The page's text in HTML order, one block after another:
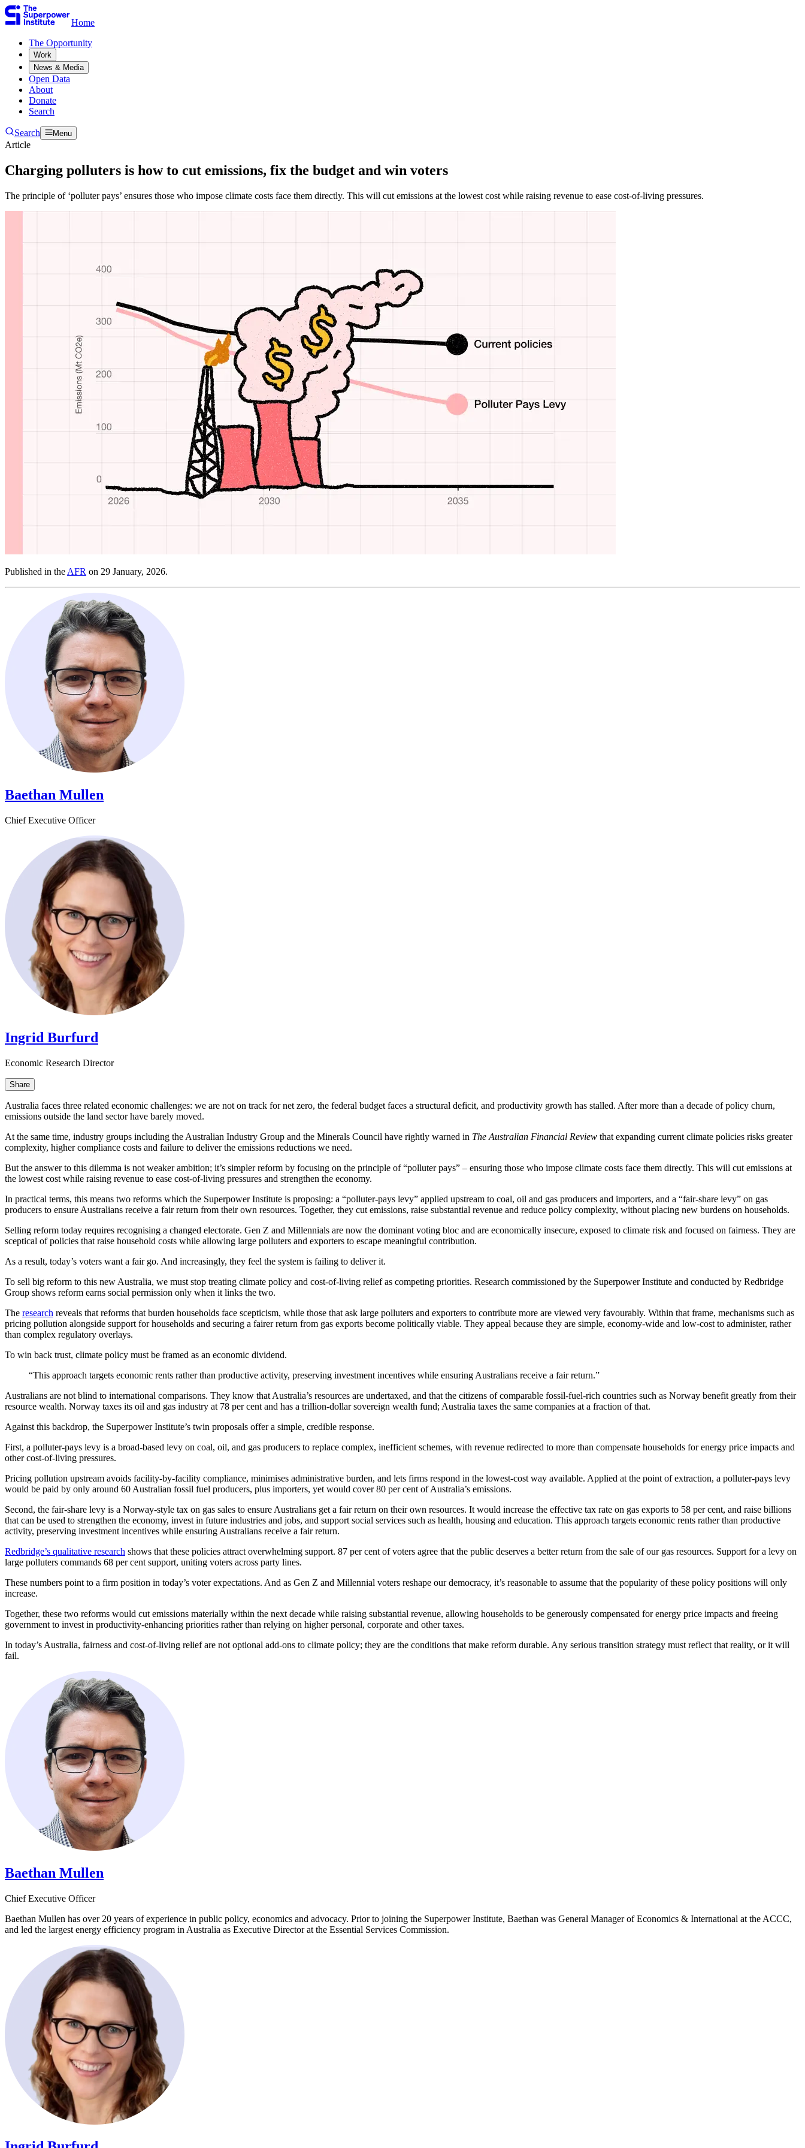
Home
The Opportunity​​​​‌ ‍ ​‍​‍‌‍ ‌ ​‍‌‍‍‌‌‍‌ ‌‍‍‌‌‍ ‍​‍​‍​ ‍‍​‍​‍‌ ​ ‌‍​‌‌‍ ‍‌‍‍‌‌ ‌​‌ ‍‌​‍ ‍‌‍‍‌‌‍ ​‍​‍​‍ ​​‍​‍‌‍‍​‌ ​‍‌‍‌‌‌‍‌‍​‍​‍​ ‍‍​‍​‍‌‍‍​‌ ‌​‌ ‌​‌ ​​​ ‍‍​‍ ​‍ ‌‍ ​‌‍ ‌‍​ ‌‍​‌‌‍ ​‌‍‍​‌‍ ‌ ​ ‌ ‌​​ ‍‍​ ​ ​ ​ ​ ​ ​ ​ ​‍ ‌‍‍‌‌‍ ‍‌ ‌​‌‍‌‌‌‍ ‍‌ ‌​​‍ ‌‍‌‌‌‍‌​‌‍‍‌‌ ‌​​‍ ‌‍ ‌‌‍ ‌‍‌​‌‍‌‌​ ‌‌ ​​‌ ​‍‌‍‌‌‌ ​ ‌‍‌‌‌‍ ‍‌ ‌​‌‍​‌‌ ‌​‌‍‍‌‌‍ ‌‍ ‍​ ‍ ‌‍‍‌‌‍‌​​ ‌​ ​‍​ ‌‍​ ‌‌​ ‌‍​ ​​‌‍‌‌​ ‍​​ ​​​‍ ‌​ ‌ ​ ‌​​ ‌‍​ ‌‌​‍ ‌​ ‌​​ ‍​​ ​ ​ ‍‌​‍ ‌​ ‍​​ ‌‍​ ​‍​ ‍‌​‍ ‌​ ‌‌​ ‌‌​ ‌ ​ ​‍‌‍‌‍​ ‍​​ ​‍​ ‍‌​ ‌‌​ ‍​​ ​​‌‍‌‌​ ‍ ‌ ‌​‌ ‍‌‌ ​​‌‍‌‌​ ‌‌ ​ ‌‍‌‌‌ ‌​‌ ‌​‌‍‍‌‌‍ ‍‌‍‌ ‌ ​ ​ ‍ ‌ ​​‌‍​‌‌ ‌​‌‍‍​​ ‌‌ ​ ‌‍‍‌‌ ‌​‌‍‌‌‌​ ‍‌‍​‌‌ ‌‍‌​‍‌‌ ‌​‌‍‌‌‌‍ ‌‌ ​ ​‍‌‌​ ‌‌‌​​‍‌‌ ‌‍‍ ‌‍‌‌‌ ‍‌​‍‌‌​ ​ ‌​‌​​‍‌‌​ ​ ‌​‌​​‍‌‌​ ​‍​ ​‍‌‍‌‌‌‍​‍‌‍‌‌‌‍​ ‌‍​‍‌‍​‌​ ​​​ ​​​ ​​​ ‌​​ ​​‌‍​ ​‍‌‌​ ​‍​ ​‍​‍‌‌​ ‌‌‌​‌​​‍ ‍‌‍ ​‌‍​‌‌‍​‍‌‍‌‌‌‍ ​​ ‌‍​‍‌‍​‌‌ ​ ‌‍‌‌‌‌‌‌‌ ​‍‌‍ ​​ ‌‌‍‍​‌ ‌​‌ ‌​‌ ​​​‍‌‌​ ​ ‌​​‌​‍‌‌​ ​‍‌​‌‍​‍‌‌​ ​‍‌​‌‍‌‍ ​‌‍ ‌‍​ ‌‍​‌‌‍ ​‌‍‍​‌‍ ‌ ​ ‌ ‌​​‍‌‌​ ​ ‌​​‌​ ​ ​ ​ ​ ​ ​ ​ ​‍‌‍‌‍‍‌‌‍‌​​ ‌​ ​‍​ ‌‍​ ‌‌​ ‌‍​ ​​‌‍‌‌​ ‍​​ ​​​‍ ‌​ ‌ ​ ‌​​ ‌‍​ ‌‌​‍ ‌​ ‌​​ ‍​​ ​ ​ ‍‌​‍ ‌​ ‍​​ ‌‍​ ​‍​ ‍‌​‍ ‌​ ‌‌​ ‌‌​ ‌ ​ ​‍‌‍‌‍​ ‍​​ ​‍​ ‍‌​ ‌‌​ ‍​​ ​​‌‍‌‌​‍‌‍‌ ‌​‌ ‍‌‌ ​​‌‍‌‌​ ‌‌ ​ ‌‍‌‌‌ ‌​‌ ‌​‌‍‍‌‌‍ ‍‌‍‌ ‌ ​ ​‍‌‍‌ ​​‌‍​‌‌ ‌​‌‍‍​​ ‌‌ ​ ‌‍‍‌‌ ‌​‌‍‌‌‌​ ‍‌‍​‌‌ ‌‍‌​‍‌‌ ‌​‌‍‌‌‌‍ ‌‌ ​ ​‍‌‌​ ‌‌‌​​‍‌‌ ‌‍‍ ‌‍‌‌‌ ‍‌​‍‌‌​ ​ ‌​‌​​‍‌‌​ ​ ‌​‌​​‍‌‌​ ​‍​ ​‍‌‍‌‌‌‍​‍‌‍‌‌‌‍​ ‌‍​‍‌‍​‌​ ​​​ ​​​ ​​​ ‌​​ ​​‌‍​ ​‍‌‌​ ​‍​ ​‍​‍‌‌​ ‌‌‌​‌​​‍ ‍‌‍ ​‌‍​‌‌‍​‍‌‍‌‌‌‍ ​​‍‌‍‌ ​​‌‍‌‌‌ ​‍‌ ​ ‌ ​​‌‍‌‌‌‍​ ‌ ‌​‌‍‍‌‌ ‌‍‌‍‌‌​ ‌‌ ​​‌ ‌‌‌‍​‍‌‍ ​‌‍‍‌‌ ​ ‌‍‍​‌‍‌‌‌‍‌​​‍​‍‌ ‌
Work​​​​‌ ‍ ​‍​‍‌‍ ‌ ​‍‌‍‍‌‌‍‌ ‌‍‍‌‌‍ ‍​‍​‍​ ‍‍​‍​‍‌ ​ ‌‍​‌‌‍ ‍‌‍‍‌‌ ‌​‌ ‍‌​‍ ‍‌‍‍‌‌‍ ​‍​‍​‍ ​​‍​‍‌‍‍​‌ ​‍‌‍‌‌‌‍‌‍​‍​‍​ ‍‍​‍​‍‌‍‍​‌ ‌​‌ ‌​‌ ​​​ ‍‍​‍ ​‍ ‌‍ ​‌‍ ‌‍​ ‌‍​‌‌‍ ​‌‍‍​‌‍ ‌ ​ ‌ ‌​​ ‍‍​ ​ ​ ​ ​ ​ ​ ​ ​‍ ‌‍‍‌‌‍ ‍‌ ‌​‌‍‌‌‌‍ ‍‌ ‌​​‍ ‌‍‌‌‌‍‌​‌‍‍‌‌ ‌​​‍ ‌‍ ‌‌‍ ‌‍‌​‌‍‌‌​ ‌‌ ​​‌ ​‍‌‍‌‌‌ ​ ‌‍‌‌‌‍ ‍‌ ‌​‌‍​‌‌ ‌​‌‍‍‌‌‍ ‌‍ ‍​ ‍ ‌‍‍‌‌‍‌​​ ‌​ ​‍​ ‌‍​ ‌‌​ ‌‍​ ​​‌‍‌‌​ ‍​​ ​​​‍ ‌​ ‌ ​ ‌​​ ‌‍​ ‌‌​‍ ‌​ ‌​​ ‍​​ ​ ​ ‍‌​‍ ‌​ ‍​​ ‌‍​ ​‍​ ‍‌​‍ ‌​ ‌‌​ ‌‌​ ‌ ​ ​‍‌‍‌‍​ ‍​​ ​‍​ ‍‌​ ‌‌​ ‍​​ ​​‌‍‌‌​ ‍ ‌ ‌​‌ ‍‌‌ ​​‌‍‌‌​ ‌‌ ​ ‌‍‌‌‌ ‌​‌ ‌​‌‍‍‌‌‍ ‍‌‍‌ ‌ ​ ​ ‍ ‌ ​​‌‍​‌‌ ‌​‌‍‍​​ ‌‌ ​ ‌‍‍‌‌ ‌​‌‍‌‌‌​ ‍‌‍​‌‌ ‌‍‌​‍‌‌ ‌​‌‍‌‌‌‍ ‌‌ ​ ​‍‌‌​ ‌‌‌​​‍‌‌ ‌‍‍ ‌‍‌‌‌ ‍‌​‍‌‌​ ​ ‌​‌​​‍‌‌​ ​ ‌​‌​​‍‌‌​ ​‍​ ​‍​ ‌‌​ ​​‌‍‌‍‌‍​‌‌‍‌​​ ‌‌​ ‌ ‌‍‌‍​ ‌ ‌‍​‌‌‍‌‌​ ​‍​ ‌ ​ ‌​‌‍‌‌​ ‍‌‌‍​ ​ ​​‌‍‌​​ ‍‌​ ​ ​ ‌‌​ ‌‌​ ​‍​ ‌ ​ ‌ ​ ‌‌‌‍‌​‌‍​‌​ ‍‌​ ​​​ ‌ ​‍‌‌​ ​‍​ ​‍​‍‌‌​ ‌‌‌​‌​​‍ ‍‌‍ ​‌‍​‌‌‍​‍‌‍‌‌‌‍ ​​ ‌‍​‍‌‍​‌‌ ​ ‌‍‌‌‌‌‌‌‌ ​‍‌‍ ​​ ‌‌‍‍​‌ ‌​‌ ‌​‌ ​​​‍‌‌​ ​ ‌​​‌​‍‌‌​ ​‍‌​‌‍​‍‌‌​ ​‍‌​‌‍‌‍ ​‌‍ ‌‍​ ‌‍​‌‌‍ ​‌‍‍​‌‍ ‌ ​ ‌ ‌​​‍‌‌​ ​ ‌​​‌​ ​ ​ ​ ​ ​ ​ ​ ​‍‌‍‌‍‍‌‌‍‌​​ ‌​ ​‍​ ‌‍​ ‌‌​ ‌‍​ ​​‌‍‌‌​ ‍​​ ​​​‍ ‌​ ‌ ​ ‌​​ ‌‍​ ‌‌​‍ ‌​ ‌​​ ‍​​ ​ ​ ‍‌​‍ ‌​ ‍​​ ‌‍​ ​‍​ ‍‌​‍ ‌​ ‌‌​ ‌‌​ ‌ ​ ​‍‌‍‌‍​ ‍​​ ​‍​ ‍‌​ ‌‌​ ‍​​ ​​‌‍‌‌​‍‌‍‌ ‌​‌ ‍‌‌ ​​‌‍‌‌​ ‌‌ ​ ‌‍‌‌‌ ‌​‌ ‌​‌‍‍‌‌‍ ‍‌‍‌ ‌ ​ ​‍‌‍‌ ​​‌‍​‌‌ ‌​‌‍‍​​ ‌‌ ​ ‌‍‍‌‌ ‌​‌‍‌‌‌​ ‍‌‍​‌‌ ‌‍‌​‍‌‌ ‌​‌‍‌‌‌‍ ‌‌ ​ ​‍‌‌​ ‌‌‌​​‍‌‌ ‌‍‍ ‌‍‌‌‌ ‍‌​‍‌‌​ ​ ‌​‌​​‍‌‌​ ​ ‌​‌​​‍‌‌​ ​‍​ ​‍​ ‌‌​ ​​‌‍‌‍‌‍​‌‌‍‌​​ ‌‌​ ‌ ‌‍‌‍​ ‌ ‌‍​‌‌‍‌‌​ ​‍​ ‌ ​ ‌​‌‍‌‌​ ‍‌‌‍​ ​ ​​‌‍‌​​ ‍‌​ ​ ​ ‌‌​ ‌‌​ ​‍​ ‌ ​ ‌ ​ ‌‌‌‍‌​‌‍​‌​ ‍‌​ ​​​ ‌ ​‍‌‌​ ​‍​ ​‍​‍‌‌​ ‌‌‌​‌​​‍ ‍‌‍ ​‌‍​‌‌‍​‍‌‍‌‌‌‍ ​​‍‌‍‌ ​​‌‍‌‌‌ ​‍‌ ​ ‌ ​​‌‍‌‌‌‍​ ‌ ‌​‌‍‍‌‌ ‌‍‌‍‌‌​ ‌‌ ​​‌ ‌‌‌‍​‍‌‍ ​‌‍‍‌‌ ​ ‌‍‍​‌‍‌‌‌‍‌​​‍​‍‌ ‌
News & Media​​​​‌ ‍ ​‍​‍‌‍ ‌ ​‍‌‍‍‌‌‍‌ ‌‍‍‌‌‍ ‍​‍​‍​ ‍‍​‍​‍‌ ​ ‌‍​‌‌‍ ‍‌‍‍‌‌ ‌​‌ ‍‌​‍ ‍‌‍‍‌‌‍ ​‍​‍​‍ ​​‍​‍‌‍‍​‌ ​‍‌‍‌‌‌‍‌‍​‍​‍​ ‍‍​‍​‍‌‍‍​‌ ‌​‌ ‌​‌ ​​​ ‍‍​‍ ​‍ ‌‍ ​‌‍ ‌‍​ ‌‍​‌‌‍ ​‌‍‍​‌‍ ‌ ​ ‌ ‌​​ ‍‍​ ​ ​ ​ ​ ​ ​ ​ ​‍ ‌‍‍‌‌‍ ‍‌ ‌​‌‍‌‌‌‍ ‍‌ ‌​​‍ ‌‍‌‌‌‍‌​‌‍‍‌‌ ‌​​‍ ‌‍ ‌‌‍ ‌‍‌​‌‍‌‌​ ‌‌ ​​‌ ​‍‌‍‌‌‌ ​ ‌‍‌‌‌‍ ‍‌ ‌​‌‍​‌‌ ‌​‌‍‍‌‌‍ ‌‍ ‍​ ‍ ‌‍‍‌‌‍‌​​ ‌​ ​‍​ ‌‍​ ‌‌​ ‌‍​ ​​‌‍‌‌​ ‍​​ ​​​‍ ‌​ ‌ ​ ‌​​ ‌‍​ ‌‌​‍ ‌​ ‌​​ ‍​​ ​ ​ ‍‌​‍ ‌​ ‍​​ ‌‍​ ​‍​ ‍‌​‍ ‌​ ‌‌​ ‌‌​ ‌ ​ ​‍‌‍‌‍​ ‍​​ ​‍​ ‍‌​ ‌‌​ ‍​​ ​​‌‍‌‌​ ‍ ‌ ‌​‌ ‍‌‌ ​​‌‍‌‌​ ‌‌ ​ ‌‍‌‌‌ ‌​‌ ‌​‌‍‍‌‌‍ ‍‌‍‌ ‌ ​ ​ ‍ ‌ ​​‌‍​‌‌ ‌​‌‍‍​​ ‌‌ ​ ‌‍‍‌‌ ‌​‌‍‌‌‌​ ‍‌‍​‌‌ ‌‍‌​‍‌‌ ‌​‌‍‌‌‌‍ ‌‌ ​ ​‍‌‌​ ‌‌‌​​‍‌‌ ‌‍‍ ‌‍‌‌‌ ‍‌​‍‌‌​ ​ ‌​‌​​‍‌‌​ ​ ‌​‌​​‍‌‌​ ​‍​ ​‍​ ​​​ ​ ​ ‌‌​ ‍‌​ ‌‍‌‍‌‌‌‍‌​‌‍‌‌​ ‍​​ ​​​ ‌ ​ ‌‌​‍‌‌​ ​‍​ ​‍​‍‌‌​ ‌‌‌​‌​​‍ ‍‌‍ ​‌‍​‌‌‍​‍‌‍‌‌‌‍ ​​ ‌‍​‍‌‍​‌‌ ​ ‌‍‌‌‌‌‌‌‌ ​‍‌‍ ​​ ‌‌‍‍​‌ ‌​‌ ‌​‌ ​​​‍‌‌​ ​ ‌​​‌​‍‌‌​ ​‍‌​‌‍​‍‌‌​ ​‍‌​‌‍‌‍ ​‌‍ ‌‍​ ‌‍​‌‌‍ ​‌‍‍​‌‍ ‌ ​ ‌ ‌​​‍‌‌​ ​ ‌​​‌​ ​ ​ ​ ​ ​ ​ ​ ​‍‌‍‌‍‍‌‌‍‌​​ ‌​ ​‍​ ‌‍​ ‌‌​ ‌‍​ ​​‌‍‌‌​ ‍​​ ​​​‍ ‌​ ‌ ​ ‌​​ ‌‍​ ‌‌​‍ ‌​ ‌​​ ‍​​ ​ ​ ‍‌​‍ ‌​ ‍​​ ‌‍​ ​‍​ ‍‌​‍ ‌​ ‌‌​ ‌‌​ ‌ ​ ​‍‌‍‌‍​ ‍​​ ​‍​ ‍‌​ ‌‌​ ‍​​ ​​‌‍‌‌​‍‌‍‌ ‌​‌ ‍‌‌ ​​‌‍‌‌​ ‌‌ ​ ‌‍‌‌‌ ‌​‌ ‌​‌‍‍‌‌‍ ‍‌‍‌ ‌ ​ ​‍‌‍‌ ​​‌‍​‌‌ ‌​‌‍‍​​ ‌‌ ​ ‌‍‍‌‌ ‌​‌‍‌‌‌​ ‍‌‍​‌‌ ‌‍‌​‍‌‌ ‌​‌‍‌‌‌‍ ‌‌ ​ ​‍‌‌​ ‌‌‌​​‍‌‌ ‌‍‍ ‌‍‌‌‌ ‍‌​‍‌‌​ ​ ‌​‌​​‍‌‌​ ​ ‌​‌​​‍‌‌​ ​‍​ ​‍​ ​​​ ​ ​ ‌‌​ ‍‌​ ‌‍‌‍‌‌‌‍‌​‌‍‌‌​ ‍​​ ​​​ ‌ ​ ‌‌​‍‌‌​ ​‍​ ​‍​‍‌‌​ ‌‌‌​‌​​‍ ‍‌‍ ​‌‍​‌‌‍​‍‌‍‌‌‌‍ ​​‍‌‍‌ ​​‌‍‌‌‌ ​‍‌ ​ ‌ ​​‌‍‌‌‌‍​ ‌ ‌​‌‍‍‌‌ ‌‍‌‍‌‌​ ‌‌ ​​‌ ‌‌‌‍​‍‌‍ ​‌‍‍‌‌ ​ ‌‍‍​‌‍‌‌‌‍‌​​‍​‍‌ ‌
Open Data​​​​‌ ‍ ​‍​‍‌‍ ‌ ​‍‌‍‍‌‌‍‌ ‌‍‍‌‌‍ ‍​‍​‍​ ‍‍​‍​‍‌ ​ ‌‍​‌‌‍ ‍‌‍‍‌‌ ‌​‌ ‍‌​‍ ‍‌‍‍‌‌‍ ​‍​‍​‍ ​​‍​‍‌‍‍​‌ ​‍‌‍‌‌‌‍‌‍​‍​‍​ ‍‍​‍​‍‌‍‍​‌ ‌​‌ ‌​‌ ​​​ ‍‍​‍ ​‍ ‌‍ ​‌‍ ‌‍​ ‌‍​‌‌‍ ​‌‍‍​‌‍ ‌ ​ ‌ ‌​​ ‍‍​ ​ ​ ​ ​ ​ ​ ​ ​‍ ‌‍‍‌‌‍ ‍‌ ‌​‌‍‌‌‌‍ ‍‌ ‌​​‍ ‌‍‌‌‌‍‌​‌‍‍‌‌ ‌​​‍ ‌‍ ‌‌‍ ‌‍‌​‌‍‌‌​ ‌‌ ​​‌ ​‍‌‍‌‌‌ ​ ‌‍‌‌‌‍ ‍‌ ‌​‌‍​‌‌ ‌​‌‍‍‌‌‍ ‌‍ ‍​ ‍ ‌‍‍‌‌‍‌​​ ‌​ ​‍​ ‌‍​ ‌‌​ ‌‍​ ​​‌‍‌‌​ ‍​​ ​​​‍ ‌​ ‌ ​ ‌​​ ‌‍​ ‌‌​‍ ‌​ ‌​​ ‍​​ ​ ​ ‍‌​‍ ‌​ ‍​​ ‌‍​ ​‍​ ‍‌​‍ ‌​ ‌‌​ ‌‌​ ‌ ​ ​‍‌‍‌‍​ ‍​​ ​‍​ ‍‌​ ‌‌​ ‍​​ ​​‌‍‌‌​ ‍ ‌ ‌​‌ ‍‌‌ ​​‌‍‌‌​ ‌‌ ​ ‌‍‌‌‌ ‌​‌ ‌​‌‍‍‌‌‍ ‍‌‍‌ ‌ ​ ​ ‍ ‌ ​​‌‍​‌‌ ‌​‌‍‍​​ ‌‌ ​ ‌‍‍‌‌ ‌​‌‍‌‌‌​ ‍‌‍​‌‌ ‌‍‌​‍‌‌ ‌​‌‍‌‌‌‍ ‌‌ ​ ​‍‌‌​ ‌‌‌​​‍‌‌ ‌‍‍ ‌‍‌‌‌ ‍‌​‍‌‌​ ​ ‌​‌​​‍‌‌​ ​ ‌​‌​​‍‌‌​ ​‍​ ​‍​ ‍​‌‍‌‍‌‍‌​​ ​ ​ ‍​‌‍​‍‌‍‌‌‌‍​ ​ ​‍‌‍​‍​ ‍‌​ ​ ​‍‌‌​ ​‍​ ​‍​‍‌‌​ ‌‌‌​‌​​‍ ‍‌‍ ​‌‍​‌‌‍​‍‌‍‌‌‌‍ ​​ ‌‍​‍‌‍​‌‌ ​ ‌‍‌‌‌‌‌‌‌ ​‍‌‍ ​​ ‌‌‍‍​‌ ‌​‌ ‌​‌ ​​​‍‌‌​ ​ ‌​​‌​‍‌‌​ ​‍‌​‌‍​‍‌‌​ ​‍‌​‌‍‌‍ ​‌‍ ‌‍​ ‌‍​‌‌‍ ​‌‍‍​‌‍ ‌ ​ ‌ ‌​​‍‌‌​ ​ ‌​​‌​ ​ ​ ​ ​ ​ ​ ​ ​‍‌‍‌‍‍‌‌‍‌​​ ‌​ ​‍​ ‌‍​ ‌‌​ ‌‍​ ​​‌‍‌‌​ ‍​​ ​​​‍ ‌​ ‌ ​ ‌​​ ‌‍​ ‌‌​‍ ‌​ ‌​​ ‍​​ ​ ​ ‍‌​‍ ‌​ ‍​​ ‌‍​ ​‍​ ‍‌​‍ ‌​ ‌‌​ ‌‌​ ‌ ​ ​‍‌‍‌‍​ ‍​​ ​‍​ ‍‌​ ‌‌​ ‍​​ ​​‌‍‌‌​‍‌‍‌ ‌​‌ ‍‌‌ ​​‌‍‌‌​ ‌‌ ​ ‌‍‌‌‌ ‌​‌ ‌​‌‍‍‌‌‍ ‍‌‍‌ ‌ ​ ​‍‌‍‌ ​​‌‍​‌‌ ‌​‌‍‍​​ ‌‌ ​ ‌‍‍‌‌ ‌​‌‍‌‌‌​ ‍‌‍​‌‌ ‌‍‌​‍‌‌ ‌​‌‍‌‌‌‍ ‌‌ ​ ​‍‌‌​ ‌‌‌​​‍‌‌ ‌‍‍ ‌‍‌‌‌ ‍‌​‍‌‌​ ​ ‌​‌​​‍‌‌​ ​ ‌​‌​​‍‌‌​ ​‍​ ​‍​ ‍​‌‍‌‍‌‍‌​​ ​ ​ ‍​‌‍​‍‌‍‌‌‌‍​ ​ ​‍‌‍​‍​ ‍‌​ ​ ​‍‌‌​ ​‍​ ​‍​‍‌‌​ ‌‌‌​‌​​‍ ‍‌‍ ​‌‍​‌‌‍​‍‌‍‌‌‌‍ ​​‍‌‍‌ ​​‌‍‌‌‌ ​‍‌ ​ ‌ ​​‌‍‌‌‌‍​ ‌ ‌​‌‍‍‌‌ ‌‍‌‍‌‌​ ‌‌ ​​‌ ‌‌‌‍​‍‌‍ ​‌‍‍‌‌ ​ ‌‍‍​‌‍‌‌‌‍‌​​‍​‍‌ ‌
About​​​​‌ ‍ ​‍​‍‌‍ ‌ ​‍‌‍‍‌‌‍‌ ‌‍‍‌‌‍ ‍​‍​‍​ ‍‍​‍​‍‌ ​ ‌‍​‌‌‍ ‍‌‍‍‌‌ ‌​‌ ‍‌​‍ ‍‌‍‍‌‌‍ ​‍​‍​‍ ​​‍​‍‌‍‍​‌ ​‍‌‍‌‌‌‍‌‍​‍​‍​ ‍‍​‍​‍‌‍‍​‌ ‌​‌ ‌​‌ ​​​ ‍‍​‍ ​‍ ‌‍ ​‌‍ ‌‍​ ‌‍​‌‌‍ ​‌‍‍​‌‍ ‌ ​ ‌ ‌​​ ‍‍​ ​ ​ ​ ​ ​ ​ ​ ​‍ ‌‍‍‌‌‍ ‍‌ ‌​‌‍‌‌‌‍ ‍‌ ‌​​‍ ‌‍‌‌‌‍‌​‌‍‍‌‌ ‌​​‍ ‌‍ ‌‌‍ ‌‍‌​‌‍‌‌​ ‌‌ ​​‌ ​‍‌‍‌‌‌ ​ ‌‍‌‌‌‍ ‍‌ ‌​‌‍​‌‌ ‌​‌‍‍‌‌‍ ‌‍ ‍​ ‍ ‌‍‍‌‌‍‌​​ ‌​ ​‍​ ‌‍​ ‌‌​ ‌‍​ ​​‌‍‌‌​ ‍​​ ​​​‍ ‌​ ‌ ​ ‌​​ ‌‍​ ‌‌​‍ ‌​ ‌​​ ‍​​ ​ ​ ‍‌​‍ ‌​ ‍​​ ‌‍​ ​‍​ ‍‌​‍ ‌​ ‌‌​ ‌‌​ ‌ ​ ​‍‌‍‌‍​ ‍​​ ​‍​ ‍‌​ ‌‌​ ‍​​ ​​‌‍‌‌​ ‍ ‌ ‌​‌ ‍‌‌ ​​‌‍‌‌​ ‌‌ ​ ‌‍‌‌‌ ‌​‌ ‌​‌‍‍‌‌‍ ‍‌‍‌ ‌ ​ ​ ‍ ‌ ​​‌‍​‌‌ ‌​‌‍‍​​ ‌‌ ​ ‌‍‍‌‌ ‌​‌‍‌‌‌​ ‍‌‍​‌‌ ‌‍‌​‍‌‌ ‌​‌‍‌‌‌‍ ‌‌ ​ ​‍‌‌​ ‌‌‌​​‍‌‌ ‌‍‍ ‌‍‌‌‌ ‍‌​‍‌‌​ ​ ‌​‌​​‍‌‌​ ​ ‌​‌​​‍‌‌​ ​‍​ ​‍​ ‌‍​ ​ ‌‍‌‌‌‍​‌‌‍​‍‌‍‌​‌‍‌‌​ ​​​ ‌‍​ ‌ ​ ‌ ​ ‌‌​‍‌‌​ ​‍​ ​‍​‍‌‌​ ‌‌‌​‌​​‍ ‍‌‍ ​‌‍​‌‌‍​‍‌‍‌‌‌‍ ​​ ‌‍​‍‌‍​‌‌ ​ ‌‍‌‌‌‌‌‌‌ ​‍‌‍ ​​ ‌‌‍‍​‌ ‌​‌ ‌​‌ ​​​‍‌‌​ ​ ‌​​‌​‍‌‌​ ​‍‌​‌‍​‍‌‌​ ​‍‌​‌‍‌‍ ​‌‍ ‌‍​ ‌‍​‌‌‍ ​‌‍‍​‌‍ ‌ ​ ‌ ‌​​‍‌‌​ ​ ‌​​‌​ ​ ​ ​ ​ ​ ​ ​ ​‍‌‍‌‍‍‌‌‍‌​​ ‌​ ​‍​ ‌‍​ ‌‌​ ‌‍​ ​​‌‍‌‌​ ‍​​ ​​​‍ ‌​ ‌ ​ ‌​​ ‌‍​ ‌‌​‍ ‌​ ‌​​ ‍​​ ​ ​ ‍‌​‍ ‌​ ‍​​ ‌‍​ ​‍​ ‍‌​‍ ‌​ ‌‌​ ‌‌​ ‌ ​ ​‍‌‍‌‍​ ‍​​ ​‍​ ‍‌​ ‌‌​ ‍​​ ​​‌‍‌‌​‍‌‍‌ ‌​‌ ‍‌‌ ​​‌‍‌‌​ ‌‌ ​ ‌‍‌‌‌ ‌​‌ ‌​‌‍‍‌‌‍ ‍‌‍‌ ‌ ​ ​‍‌‍‌ ​​‌‍​‌‌ ‌​‌‍‍​​ ‌‌ ​ ‌‍‍‌‌ ‌​‌‍‌‌‌​ ‍‌‍​‌‌ ‌‍‌​‍‌‌ ‌​‌‍‌‌‌‍ ‌‌ ​ ​‍‌‌​ ‌‌‌​​‍‌‌ ‌‍‍ ‌‍‌‌‌ ‍‌​‍‌‌​ ​ ‌​‌​​‍‌‌​ ​ ‌​‌​​‍‌‌​ ​‍​ ​‍​ ‌‍​ ​ ‌‍‌‌‌‍​‌‌‍​‍‌‍‌​‌‍‌‌​ ​​​ ‌‍​ ‌ ​ ‌ ​ ‌‌​‍‌‌​ ​‍​ ​‍​‍‌‌​ ‌‌‌​‌​​‍ ‍‌‍ ​‌‍​‌‌‍​‍‌‍‌‌‌‍ ​​‍‌‍‌ ​​‌‍‌‌‌ ​‍‌ ​ ‌ ​​‌‍‌‌‌‍​ ‌ ‌​‌‍‍‌‌ ‌‍‌‍‌‌​ ‌‌ ​​‌ ‌‌‌‍​‍‌‍ ​‌‍‍‌‌ ​ ‌‍‍​‌‍‌‌‌‍‌​​‍​‍‌ ‌
Donate​​​​‌ ‍ ​‍​‍‌‍ ‌ ​‍‌‍‍‌‌‍‌ ‌‍‍‌‌‍ ‍​‍​‍​ ‍‍​‍​‍‌ ​ ‌‍​‌‌‍ ‍‌‍‍‌‌ ‌​‌ ‍‌​‍ ‍‌‍‍‌‌‍ ​‍​‍​‍ ​​‍​‍‌‍‍​‌ ​‍‌‍‌‌‌‍‌‍​‍​‍​ ‍‍​‍​‍‌‍‍​‌ ‌​‌ ‌​‌ ​​​ ‍‍​‍ ​‍ ‌‍ ​‌‍ ‌‍​ ‌‍​‌‌‍ ​‌‍‍​‌‍ ‌ ​ ‌ ‌​​ ‍‍​ ​ ​ ​ ​ ​ ​ ​ ​‍ ‌‍‍‌‌‍ ‍‌ ‌​‌‍‌‌‌‍ ‍‌ ‌​​‍ ‌‍‌‌‌‍‌​‌‍‍‌‌ ‌​​‍ ‌‍ ‌‌‍ ‌‍‌​‌‍‌‌​ ‌‌ ​​‌ ​‍‌‍‌‌‌ ​ ‌‍‌‌‌‍ ‍‌ ‌​‌‍​‌‌ ‌​‌‍‍‌‌‍ ‌‍ ‍​ ‍ ‌‍‍‌‌‍‌​​ ‌​ ​‍​ ‌‍​ ‌‌​ ‌‍​ ​​‌‍‌‌​ ‍​​ ​​​‍ ‌​ ‌ ​ ‌​​ ‌‍​ ‌‌​‍ ‌​ ‌​​ ‍​​ ​ ​ ‍‌​‍ ‌​ ‍​​ ‌‍​ ​‍​ ‍‌​‍ ‌​ ‌‌​ ‌‌​ ‌ ​ ​‍‌‍‌‍​ ‍​​ ​‍​ ‍‌​ ‌‌​ ‍​​ ​​‌‍‌‌​ ‍ ‌ ‌​‌ ‍‌‌ ​​‌‍‌‌​ ‌‌ ​ ‌‍‌‌‌ ‌​‌ ‌​‌‍‍‌‌‍ ‍‌‍‌ ‌ ​ ​ ‍ ‌ ​​‌‍​‌‌ ‌​‌‍‍​​ ‌‌ ​ ‌‍‍‌‌ ‌​‌‍‌‌‌​ ‍‌‍​‌‌ ‌‍‌​‍‌‌ ‌​‌‍‌‌‌‍ ‌‌ ​ ​‍‌‌​ ‌‌‌​​‍‌‌ ‌‍‍ ‌‍‌‌‌ ‍‌​‍‌‌​ ​ ‌​‌​​‍‌‌​ ​ ‌​‌​​‍‌‌​ ​‍​ ​‍​ ‌​​ ‍‌​ ‌‍​ ​ ​ ‍​‌‍​ ​ ‌‌​ ​‍‌‍‌‌​ ​‍​ ‌‌‌‍‌‌​‍‌‌​ ​‍​ ​‍​‍‌‌​ ‌‌‌​‌​​‍ ‍‌‍ ​‌‍​‌‌‍​‍‌‍‌‌‌‍ ​​ ‌‍​‍‌‍​‌‌ ​ ‌‍‌‌‌‌‌‌‌ ​‍‌‍ ​​ ‌‌‍‍​‌ ‌​‌ ‌​‌ ​​​‍‌‌​ ​ ‌​​‌​‍‌‌​ ​‍‌​‌‍​‍‌‌​ ​‍‌​‌‍‌‍ ​‌‍ ‌‍​ ‌‍​‌‌‍ ​‌‍‍​‌‍ ‌ ​ ‌ ‌​​‍‌‌​ ​ ‌​​‌​ ​ ​ ​ ​ ​ ​ ​ ​‍‌‍‌‍‍‌‌‍‌​​ ‌​ ​‍​ ‌‍​ ‌‌​ ‌‍​ ​​‌‍‌‌​ ‍​​ ​​​‍ ‌​ ‌ ​ ‌​​ ‌‍​ ‌‌​‍ ‌​ ‌​​ ‍​​ ​ ​ ‍‌​‍ ‌​ ‍​​ ‌‍​ ​‍​ ‍‌​‍ ‌​ ‌‌​ ‌‌​ ‌ ​ ​‍‌‍‌‍​ ‍​​ ​‍​ ‍‌​ ‌‌​ ‍​​ ​​‌‍‌‌​‍‌‍‌ ‌​‌ ‍‌‌ ​​‌‍‌‌​ ‌‌ ​ ‌‍‌‌‌ ‌​‌ ‌​‌‍‍‌‌‍ ‍‌‍‌ ‌ ​ ​‍‌‍‌ ​​‌‍​‌‌ ‌​‌‍‍​​ ‌‌ ​ ‌‍‍‌‌ ‌​‌‍‌‌‌​ ‍‌‍​‌‌ ‌‍‌​‍‌‌ ‌​‌‍‌‌‌‍ ‌‌ ​ ​‍‌‌​ ‌‌‌​​‍‌‌ ‌‍‍ ‌‍‌‌‌ ‍‌​‍‌‌​ ​ ‌​‌​​‍‌‌​ ​ ‌​‌​​‍‌‌​ ​‍​ ​‍​ ‌​​ ‍‌​ ‌‍​ ​ ​ ‍​‌‍​ ​ ‌‌​ ​‍‌‍‌‌​ ​‍​ ‌‌‌‍‌‌​‍‌‌​ ​‍​ ​‍​‍‌‌​ ‌‌‌​‌​​‍ ‍‌‍ ​‌‍​‌‌‍​‍‌‍‌‌‌‍ ​​‍‌‍‌ ​​‌‍‌‌‌ ​‍‌ ​ ‌ ​​‌‍‌‌‌‍​ ‌ ‌​‌‍‍‌‌ ‌‍‌‍‌‌​ ‌‌ ​​‌ ‌‌‌‍​‍‌‍ ​‌‍‍‌‌ ​ ‌‍‍​‌‍‌‌‌‍‌​​‍​‍‌ ‌
Search
Search Menu
Article
Charging polluters is how to cut emissions, fix the budget and win voters​​​​‌ ‍ ​‍​‍‌‍ ‌ ​‍‌‍‍‌‌‍‌ ‌‍‍‌‌‍ ‍​‍​‍​ ‍‍​‍​‍‌ ​ ‌‍​‌‌‍ ‍‌‍‍‌‌ ‌​‌ ‍‌​‍ ‍‌‍‍‌‌‍ ​‍​‍​‍ ​​‍​‍‌‍‍​‌ ​‍‌‍‌‌‌‍‌‍​‍​‍​ ‍‍​‍​‍‌‍‍​‌ ‌​‌ ‌​‌ ​​​ ‍‍​‍ ​‍ ‌‍ ​‌‍ ‌‍​ ‌‍​‌‌‍ ​‌‍‍​‌‍ ‌ ​ ‌ ‌​​ ‍‍​ ​ ​ ​ ​ ​ ​ ​ ​‍ ‌‍‍‌‌‍ ‍‌ ‌​‌‍‌‌‌‍ ‍‌ ‌​​‍ ‌‍‌‌‌‍‌​‌‍‍‌‌ ‌​​‍ ‌‍ ‌‌‍ ‌‍‌​‌‍‌‌​ ‌‌ ​​‌ ​‍‌‍‌‌‌ ​ ‌‍‌‌‌‍ ‍‌ ‌​‌‍​‌‌ ‌​‌‍‍‌‌‍ ‌‍ ‍​ ‍ ‌‍‍‌‌‍‌​​ ‌​ ‍​​ ‍​‌‍​ ​ ‍‌​ ‍‌​ ​​‌‍​ ​ ‍‌​‍ ‌​ ‌‍​ ‍​‌‍‌‍​ ‌ ​‍ ‌​ ‌​​ ‌‌‌‍​‍​ ‌‍​‍ ‌‌‍​‍‌‍​‌‌‍​‍​ ‌‍​‍ ‌​ ​‍​ ​‍‌‍‌​​ ‌‌​ ​ ‌‍‌‌‌‍​ ‌‍‌‌‌‍​ ​ ‌​​ ​​​ ‌​​ ‍ ‌ ‌​‌ ‍‌‌ ​​‌‍‌‌​ ‌‌‍ ‍‌‍‌‌‌ ‌ ‌ ​ ​ ‍ ‌ ​​‌‍​‌‌ ‌​‌‍‍​​ ‌‌ ‌​‌‍‍‌‌ ‌​‌‍ ​‌‍‌‌​ ‌‍​‍‌‍​‌‌ ​ ‌‍‌‌‌‌‌‌‌ ​‍‌‍ ​​ ‌‌‍‍​‌ ‌​‌ ‌​‌ ​​​‍‌‌​ ​ ‌​​‌​‍‌‌​ ​‍‌​‌‍​‍‌‌​ ​‍‌​‌‍‌‍ ​‌‍ ‌‍​ ‌‍​‌‌‍ ​‌‍‍​‌‍ ‌ ​ ‌ ‌​​‍‌‌​ ​ ‌​​‌​ ​ ​ ​ ​ ​ ​ ​ ​‍‌‍‌‍‍‌‌‍‌​​ ‌​ ‍​​ ‍​‌‍​ ​ ‍‌​ ‍‌​ ​​‌‍​ ​ ‍‌​‍ ‌​ ‌‍​ ‍​‌‍‌‍​ ‌ ​‍ ‌​ ‌​​ ‌‌‌‍​‍​ ‌‍​‍ ‌‌‍​‍‌‍​‌‌‍​‍​ ‌‍​‍ ‌​ ​‍​ ​‍‌‍‌​​ ‌‌​ ​ ‌‍‌‌‌‍​ ‌‍‌‌‌‍​ ​ ‌​​ ​​​ ‌​​‍‌‍‌ ‌​‌ ‍‌‌ ​​‌‍‌‌​ ‌‌‍ ‍‌‍‌‌‌ ‌ ‌ ​ ​‍‌‍‌ ​​‌‍​‌‌ ‌​‌‍‍​​ ‌‌ ‌​‌‍‍‌‌ ‌​‌‍ ​‌‍‌‌​‍‌‍‌ ​​‌‍‌‌‌ ​‍‌ ​ ‌ ​​‌‍‌‌‌‍​ ‌ ‌​‌‍‍‌‌ ‌‍‌‍‌‌​ ‌‌ ​​‌ ‌‌‌‍​‍‌‍ ​‌‍‍‌‌ ​ ‌‍‍​‌‍‌‌‌‍‌​​‍​‍‌ ‌
The principle of ‘polluter pays’ ensures those who impose climate costs face them directly. This will cut emissions at the lowest cost while raising revenue to ease cost-of-living pressures.​​​​‌ ‍ ​‍​‍‌‍ ‌ ​‍‌‍‍‌‌‍‌ ‌‍‍‌‌‍ ‍​‍​‍​ ‍‍​‍​‍‌ ​ ‌‍​‌‌‍ ‍‌‍‍‌‌ ‌​‌ ‍‌​‍ ‍‌‍‍‌‌‍ ​‍​‍​‍ ​​‍​‍‌‍‍​‌ ​‍‌‍‌‌‌‍‌‍​‍​‍​ ‍‍​‍​‍‌‍‍​‌ ‌​‌ ‌​‌ ​​​ ‍‍​‍ ​‍ ‌‍ ​‌‍ ‌‍​ ‌‍​‌‌‍ ​‌‍‍​‌‍ ‌ ​ ‌ ‌​​ ‍‍​ ​ ​ ​ ​ ​ ​ ​ ​‍ ‌‍‍‌‌‍ ‍‌ ‌​‌‍‌‌‌‍ ‍‌ ‌​​‍ ‌‍‌‌‌‍‌​‌‍‍‌‌ ‌​​‍ ‌‍ ‌‌‍ ‌‍‌​‌‍‌‌​ ‌‌ ​​‌ ​‍‌‍‌‌‌ ​ ‌‍‌‌‌‍ ‍‌ ‌​‌‍​‌‌ ‌​‌‍‍‌‌‍ ‌‍ ‍​ ‍ ‌‍‍‌‌‍‌​​ ‌​ ‍​​ ‍​‌‍​ ​ ‍‌​ ‍‌​ ​​‌‍​ ​ ‍‌​‍ ‌​ ‌‍​ ‍​‌‍‌‍​ ‌ ​‍ ‌​ ‌​​ ‌‌‌‍​‍​ ‌‍​‍ ‌‌‍​‍‌‍​‌‌‍​‍​ ‌‍​‍ ‌​ ​‍​ ​‍‌‍‌​​ ‌‌​ ​ ‌‍‌‌‌‍​ ‌‍‌‌‌‍​ ​ ‌​​ ​​​ ‌​​ ‍ ‌ ‌​‌ ‍‌‌ ​​‌‍‌‌​ ‌‌‍ ‍‌‍‌‌‌ ‌ ‌ ​ ​ ‍ ‌ ​​‌‍​‌‌ ‌​‌‍‍​​ ‌‌‍‌​‌‍‌‌‌ ​ ‌‍​ ‌ ​‍‌‍‍‌‌ ​​‌ ‌​‌‍‍‌‌‍ ‌‍ ‍​‍‌‌​ ‌‌‌​​‍‌‌ ‌‍‍ ‌‍‌‌‌ ‍‌​‍‌‌​ ​ ‌​‌​​‍‌‌​ ​ ‌​‌​​‍‌‌​ ​‍​ ​‍​ ​ ‌‍‌‌​ ‍‌‌‍​‌​ ‌​​ ​‌‌‍‌‌​ ‍‌‌‍‌‌​ ​ ‌‍‌‍​ ​ ​‍‌‌​ ​‍​ ​‍​‍‌‌​ ‌‌‌​‌​​‍ ‍‌‍​ ‌‍‍​‌‍‍‌‌‍ ​‌‍‌​‌ ​‍‌‍‌‌‌‍ ‍​‍‌‌​ ‌‌‌​​‍‌‌ ‌‍‍ ‌‍‌‌‌ ‍‌​‍‌‌​ ​ ‌​‌​​‍‌‌​ ​ ‌​‌​​‍‌‌​ ​‍​ ​‍​ ​‌​ ‍‌​ ‍​​ ‌‍​ ‌‍​ ‌ ​ ‌‍​ ​‍​ ​‍​ ​ ​ ​‌‌‍​‍​‍‌‌​ ​‍​ ​‍​‍‌‌​ ‌‌‌​‌​​‍ ‍‌ ‌​‌‍‌‌‌ ‍​‌ ‌​​ ‌‍​‍‌‍​‌‌ ​ ‌‍‌‌‌‌‌‌‌ ​‍‌‍ ​​ ‌‌‍‍​‌ ‌​‌ ‌​‌ ​​​‍‌‌​ ​ ‌​​‌​‍‌‌​ ​‍‌​‌‍​‍‌‌​ ​‍‌​‌‍‌‍ ​‌‍ ‌‍​ ‌‍​‌‌‍ ​‌‍‍​‌‍ ‌ ​ ‌ ‌​​‍‌‌​ ​ ‌​​‌​ ​ ​ ​ ​ ​ ​ ​ ​‍‌‍‌‍‍‌‌‍‌​​ ‌​ ‍​​ ‍​‌‍​ ​ ‍‌​ ‍‌​ ​​‌‍​ ​ ‍‌​‍ ‌​ ‌‍​ ‍​‌‍‌‍​ ‌ ​‍ ‌​ ‌​​ ‌‌‌‍​‍​ ‌‍​‍ ‌‌‍​‍‌‍​‌‌‍​‍​ ‌‍​‍ ‌​ ​‍​ ​‍‌‍‌​​ ‌‌​ ​ ‌‍‌‌‌‍​ ‌‍‌‌‌‍​ ​ ‌​​ ​​​ ‌​​‍‌‍‌ ‌​‌ ‍‌‌ ​​‌‍‌‌​ ‌‌‍ ‍‌‍‌‌‌ ‌ ‌ ​ ​‍‌‍‌ ​​‌‍​‌‌ ‌​‌‍‍​​ ‌‌‍‌​‌‍‌‌‌ ​ ‌‍​ ‌ ​‍‌‍‍‌‌ ​​‌ ‌​‌‍‍‌‌‍ ‌‍ ‍​‍‌‌​ ‌‌‌​​‍‌‌ ‌‍‍ ‌‍‌‌‌ ‍‌​‍‌‌​ ​ ‌​‌​​‍‌‌​ ​ ‌​‌​​‍‌‌​ ​‍​ ​‍​ ​ ‌‍‌‌​ ‍‌‌‍​‌​ ‌​​ ​‌‌‍‌‌​ ‍‌‌‍‌‌​ ​ ‌‍‌‍​ ​ ​‍‌‌​ ​‍​ ​‍​‍‌‌​ ‌‌‌​‌​​‍ ‍‌‍​ ‌‍‍​‌‍‍‌‌‍ ​‌‍‌​‌ ​‍‌‍‌‌‌‍ ‍​‍‌‌​ ‌‌‌​​‍‌‌ ‌‍‍ ‌‍‌‌‌ ‍‌​‍‌‌​ ​ ‌​‌​​‍‌‌​ ​ ‌​‌​​‍‌‌​ ​‍​ ​‍​ ​‌​ ‍‌​ ‍​​ ‌‍​ ‌‍​ ‌ ​ ‌‍​ ​‍​ ​‍​ ​ ​ ​‌‌‍​‍​‍‌‌​ ​‍​ ​‍​‍‌‌​ ‌‌‌​‌​​‍ ‍‌ ‌​‌‍‌‌‌ ‍​‌ ‌​​‍‌‍‌ ​​‌‍‌‌‌ ​‍‌ ​ ‌ ​​‌‍‌‌‌‍​ ‌ ‌​‌‍‍‌‌ ‌‍‌‍‌‌​ ‌‌ ​​‌ ‌‌‌‍​‍‌‍ ​‌‍‍‌‌ ​ ‌‍‍​‌‍‌‌‌‍‌​​‍​‍‌ ‌
Published in the ​​​​‌ ‍ ​‍​‍‌‍ ‌ ​‍‌‍‍‌‌‍‌ ‌‍‍‌‌‍ ‍​‍​‍​ ‍‍​‍​‍‌ ​ ‌‍​‌‌‍ ‍‌‍‍‌‌ ‌​‌ ‍‌​‍ ‍‌‍‍‌‌‍ ​‍​‍​‍ ​​‍​‍‌‍‍​‌ ​‍‌‍‌‌‌‍‌‍​‍​‍​ ‍‍​‍​‍‌‍‍​‌ ‌​‌ ‌​‌ ​​​ ‍‍​‍ ​‍ ‌‍ ​‌‍ ‌‍​ ‌‍​‌‌‍ ​‌‍‍​‌‍ ‌ ​ ‌ ‌​​ ‍‍​ ​ ​ ​ ​ ​ ​ ​ ​‍ ‌‍‍‌‌‍ ‍‌ ‌​‌‍‌‌‌‍ ‍‌ ‌​​‍ ‌‍‌‌‌‍‌​‌‍‍‌‌ ‌​​‍ ‌‍ ‌‌‍ ‌‍‌​‌‍‌‌​ ‌‌ ​​‌ ​‍‌‍‌‌‌ ​ ‌‍‌‌‌‍ ‍‌ ‌​‌‍​‌‌ ‌​‌‍‍‌‌‍ ‌‍ ‍​ ‍ ‌‍‍‌‌‍‌​​ ‌​ ‍​​ ‍​‌‍​ ​ ‍‌​ ‍‌​ ​​‌‍​ ​ ‍‌​‍ ‌​ ‌‍​ ‍​‌‍‌‍​ ‌ ​‍ ‌​ ‌​​ ‌‌‌‍​‍​ ‌‍​‍ ‌‌‍​‍‌‍​‌‌‍​‍​ ‌‍​‍ ‌​ ​‍​ ​‍‌‍‌​​ ‌‌​ ​ ‌‍‌‌‌‍​ ‌‍‌‌‌‍​ ​ ‌​​ ​​​ ‌​​ ‍ ‌ ‌​‌ ‍‌‌ ​​‌‍‌‌​ ‌‌‍ ‍‌‍‌‌‌ ‌ ‌ ​ ​ ‍ ‌ ​​‌‍​‌‌ ‌​‌‍‍​​ ‌‌‍ ​‌‍ ‌‍​ ‌‍​‌‌ ‌​‌‍‍‌‌‍ ‌‍ ‍‌‌​‍‌‍‌‌‌‍‌‍‌‍‌‌‌ ​‍‌‍‌‌‌‍ ‍‌‍​ ‌‍‌‌​‍‌‌​ ‌‌‌​​‍‌‌ ‌‍‍ ‌‍‌‌‌ ‍‌​‍‌‌​ ​ ‌​‌​​‍‌‌​ ​ ‌​‌​​‍‌‌​ ​‍​ ​‍‌‍‌‌‌‍​‌​ ​‌​ ‍‌‌‍‌​​ ‌‍​ ‌‌‌‍‌‌​ ‍‌​ ‍​​ ‍‌​ ‍​​‍‌‌​ ​‍​ ​‍​‍‌‌​ ‌‌‌​‌​​‍ ‍‌‍​ ‌‍‍​‌‍‍‌‌‍ ​‌‍‌​‌ ​‍‌‍‌‌‌‍ ‍​‍‌‌​ ‌‌‌​​‍‌‌ ‌‍‍ ‌‍‌‌‌ ‍‌​‍‌‌​ ​ ‌​‌​​‍‌‌​ ​ ‌​‌​​‍‌‌​ ​‍​ ​‍‌‍​‍‌‍‌‌​ ​‌​ ‍​‌‍‌​​ ​‍​ ‍​​ ‍‌​ ‌​‌‍​ ‌‍‌‌‌‍‌‍​‍‌‌​ ​‍​ ​‍​‍‌‌​ ‌‌‌​‌​​‍ ‍‌ ‌​‌‍‌‌‌ ‍​‌ ‌​​ ‌‍​‍‌‍​‌‌ ​ ‌‍‌‌‌‌‌‌‌ ​‍‌‍ ​​ ‌‌‍‍​‌ ‌​‌ ‌​‌ ​​​‍‌‌​ ​ ‌​​‌​‍‌‌​ ​‍‌​‌‍​‍‌‌​ ​‍‌​‌‍‌‍ ​‌‍ ‌‍​ ‌‍​‌‌‍ ​‌‍‍​‌‍ ‌ ​ ‌ ‌​​‍‌‌​ ​ ‌​​‌​ ​ ​ ​ ​ ​ ​ ​ ​‍‌‍‌‍‍‌‌‍‌​​ ‌​ ‍​​ ‍​‌‍​ ​ ‍‌​ ‍‌​ ​​‌‍​ ​ ‍‌​‍ ‌​ ‌‍​ ‍​‌‍‌‍​ ‌ ​‍ ‌​ ‌​​ ‌‌‌‍​‍​ ‌‍​‍ ‌‌‍​‍‌‍​‌‌‍​‍​ ‌‍​‍ ‌​ ​‍​ ​‍‌‍‌​​ ‌‌​ ​ ‌‍‌‌‌‍​ ‌‍‌‌‌‍​ ​ ‌​​ ​​​ ‌​​‍‌‍‌ ‌​‌ ‍‌‌ ​​‌‍‌‌​ ‌‌‍ ‍‌‍‌‌‌ ‌ ‌ ​ ​‍‌‍‌ ​​‌‍​‌‌ ‌​‌‍‍​​ ‌‌‍ ​‌‍ ‌‍​ ‌‍​‌‌ ‌​‌‍‍‌‌‍ ‌‍ ‍‌‌​‍‌‍‌‌‌‍‌‍‌‍‌‌‌ ​‍‌‍‌‌‌‍ ‍‌‍​ ‌‍‌‌​‍‌‌​ ‌‌‌​​‍‌‌ ‌‍‍ ‌‍‌‌‌ ‍‌​‍‌‌​ ​ ‌​‌​​‍‌‌​ ​ ‌​‌​​‍‌‌​ ​‍​ ​‍‌‍‌‌‌‍​‌​ ​‌​ ‍‌‌‍‌​​ ‌‍​ ‌‌‌‍‌‌​ ‍‌​ ‍​​ ‍‌​ ‍​​‍‌‌​ ​‍​ ​‍​‍‌‌​ ‌‌‌​‌​​‍ ‍‌‍​ ‌‍‍​‌‍‍‌‌‍ ​‌‍‌​‌ ​‍‌‍‌‌‌‍ ‍​‍‌‌​ ‌‌‌​​‍‌‌ ‌‍‍ ‌‍‌‌‌ ‍‌​‍‌‌​ ​ ‌​‌​​‍‌‌​ ​ ‌​‌​​‍‌‌​ ​‍​ ​‍‌‍​‍‌‍‌‌​ ​‌​ ‍​‌‍‌​​ ​‍​ ‍​​ ‍‌​ ‌​‌‍​ ‌‍‌‌‌‍‌‍​‍‌‌​ ​‍​ ​‍​‍‌‌​ ‌‌‌​‌​​‍ ‍‌ ‌​‌‍‌‌‌ ‍​‌ ‌​​‍‌‍‌ ​​‌‍‌‌‌ ​‍‌ ​ ‌ ​​‌‍‌‌‌‍​ ‌ ‌​‌‍‍‌‌ ‌‍‌‍‌‌​ ‌‌ ​​‌ ‌‌‌‍​‍‌‍ ​‌‍‍‌‌ ​ ‌‍‍​‌‍‌‌‌‍‌​​‍​‍‌ ‌ AFR​​​​‌ ‍ ​‍​‍‌‍ ‌ ​‍‌‍‍‌‌‍‌ ‌‍‍‌‌‍ ‍​‍​‍​ ‍‍​‍​‍‌ ​ ‌‍​‌‌‍ ‍‌‍‍‌‌ ‌​‌ ‍‌​‍ ‍‌‍‍‌‌‍ ​‍​‍​‍ ​​‍​‍‌‍‍​‌ ​‍‌‍‌‌‌‍‌‍​‍​‍​ ‍‍​‍​‍‌‍‍​‌ ‌​‌ ‌​‌ ​​​ ‍‍​‍ ​‍ ‌‍ ​‌‍ ‌‍​ ‌‍​‌‌‍ ​‌‍‍​‌‍ ‌ ​ ‌ ‌​​ ‍‍​ ​ ​ ​ ​ ​ ​ ​ ​‍ ‌‍‍‌‌‍ ‍‌ ‌​‌‍‌‌‌‍ ‍‌ ‌​​‍ ‌‍‌‌‌‍‌​‌‍‍‌‌ ‌​​‍ ‌‍ ‌‌‍ ‌‍‌​‌‍‌‌​ ‌‌ ​​‌ ​‍‌‍‌‌‌ ​ ‌‍‌‌‌‍ ‍‌ ‌​‌‍​‌‌ ‌​‌‍‍‌‌‍ ‌‍ ‍​ ‍ ‌‍‍‌‌‍‌​​ ‌​ ‍​​ ‍​‌‍​ ​ ‍‌​ ‍‌​ ​​‌‍​ ​ ‍‌​‍ ‌​ ‌‍​ ‍​‌‍‌‍​ ‌ ​‍ ‌​ ‌​​ ‌‌‌‍​‍​ ‌‍​‍ ‌‌‍​‍‌‍​‌‌‍​‍​ ‌‍​‍ ‌​ ​‍​ ​‍‌‍‌​​ ‌‌​ ​ ‌‍‌‌‌‍​ ‌‍‌‌‌‍​ ​ ‌​​ ​​​ ‌​​ ‍ ‌ ‌​‌ ‍‌‌ ​​‌‍‌‌​ ‌‌‍ ‍‌‍‌‌‌ ‌ ‌ ​ ​ ‍ ‌ ​​‌‍​‌‌ ‌​‌‍‍​​ ‌‌‍ ​‌‍ ‌‍​ ‌‍​‌‌ ‌​‌‍‍‌‌‍ ‌‍ ‍‌‌​‍‌‍‌‌‌‍‌‍‌‍‌‌‌ ​‍‌‍‌‌‌‍ ‍‌‍​ ‌‍‌‌​‍‌‌​ ‌‌‌​​‍‌‌ ‌‍‍ ‌‍‌‌‌ ‍‌​‍‌‌​ ​ ‌​‌​​‍‌‌​ ​ ‌​‌​​‍‌‌​ ​‍​ ​‍‌‍‌‌‌‍​‌​ ​‌​ ‍‌‌‍‌​​ ‌‍​ ‌‌‌‍‌‌​ ‍‌​ ‍​​ ‍‌​ ‍​​‍‌‌​ ​‍​ ​‍​‍‌‌​ ‌‌‌​‌​​‍ ‍‌‍​ ‌‍‍​‌‍‍‌‌‍ ​‌‍‌​‌ ​‍‌‍‌‌‌‍ ‍​‍‌‌​ ‌‌‌​​‍‌‌ ‌‍‍ ‌‍‌‌‌ ‍‌​‍‌‌​ ​ ‌​‌​​‍‌‌​ ​ ‌​‌​​‍‌‌​ ​‍​ ​‍‌‍‌‌​ ‌‌​ ​​​ ‌‍‌‍​‍‌‍‌‍​ ‌ ‌‍​‌​ ​‌​ ‌‌​ ​ ​ ‌‌​‍‌‌​ ​‍​ ​‍​‍‌‌​ ‌‌‌​‌​​‍ ‍‌ ‌​‌‍‌‌‌ ‍​‌ ‌​​ ‌‍​‍‌‍​‌‌ ​ ‌‍‌‌‌‌‌‌‌ ​‍‌‍ ​​ ‌‌‍‍​‌ ‌​‌ ‌​‌ ​​​‍‌‌​ ​ ‌​​‌​‍‌‌​ ​‍‌​‌‍​‍‌‌​ ​‍‌​‌‍‌‍ ​‌‍ ‌‍​ ‌‍​‌‌‍ ​‌‍‍​‌‍ ‌ ​ ‌ ‌​​‍‌‌​ ​ ‌​​‌​ ​ ​ ​ ​ ​ ​ ​ ​‍‌‍‌‍‍‌‌‍‌​​ ‌​ ‍​​ ‍​‌‍​ ​ ‍‌​ ‍‌​ ​​‌‍​ ​ ‍‌​‍ ‌​ ‌‍​ ‍​‌‍‌‍​ ‌ ​‍ ‌​ ‌​​ ‌‌‌‍​‍​ ‌‍​‍ ‌‌‍​‍‌‍​‌‌‍​‍​ ‌‍​‍ ‌​ ​‍​ ​‍‌‍‌​​ ‌‌​ ​ ‌‍‌‌‌‍​ ‌‍‌‌‌‍​ ​ ‌​​ ​​​ ‌​​‍‌‍‌ ‌​‌ ‍‌‌ ​​‌‍‌‌​ ‌‌‍ ‍‌‍‌‌‌ ‌ ‌ ​ ​‍‌‍‌ ​​‌‍​‌‌ ‌​‌‍‍​​ ‌‌‍ ​‌‍ ‌‍​ ‌‍​‌‌ ‌​‌‍‍‌‌‍ ‌‍ ‍‌‌​‍‌‍‌‌‌‍‌‍‌‍‌‌‌ ​‍‌‍‌‌‌‍ ‍‌‍​ ‌‍‌‌​‍‌‌​ ‌‌‌​​‍‌‌ ‌‍‍ ‌‍‌‌‌ ‍‌​‍‌‌​ ​ ‌​‌​​‍‌‌​ ​ ‌​‌​​‍‌‌​ ​‍​ ​‍‌‍‌‌‌‍​‌​ ​‌​ ‍‌‌‍‌​​ ‌‍​ ‌‌‌‍‌‌​ ‍‌​ ‍​​ ‍‌​ ‍​​‍‌‌​ ​‍​ ​‍​‍‌‌​ ‌‌‌​‌​​‍ ‍‌‍​ ‌‍‍​‌‍‍‌‌‍ ​‌‍‌​‌ ​‍‌‍‌‌‌‍ ‍​‍‌‌​ ‌‌‌​​‍‌‌ ‌‍‍ ‌‍‌‌‌ ‍‌​‍‌‌​ ​ ‌​‌​​‍‌‌​ ​ ‌​‌​​‍‌‌​ ​‍​ ​‍‌‍‌‌​ ‌‌​ ​​​ ‌‍‌‍​‍‌‍‌‍​ ‌ ‌‍​‌​ ​‌​ ‌‌​ ​ ​ ‌‌​‍‌‌​ ​‍​ ​‍​‍‌‌​ ‌‌‌​‌​​‍ ‍‌ ‌​‌‍‌‌‌ ‍​‌ ‌​​‍‌‍‌ ​​‌‍‌‌‌ ​‍‌ ​ ‌ ​​‌‍‌‌‌‍​ ‌ ‌​‌‍‍‌‌ ‌‍‌‍‌‌​ ‌‌ ​​‌ ‌‌‌‍​‍‌‍ ​‌‍‍‌‌ ​ ‌‍‍​‌‍‌‌‌‍‌​​‍​‍‌ ‌ on 29 January, 2026.​​​​‌ ‍ ​‍​‍‌‍ ‌ ​‍‌‍‍‌‌‍‌ ‌‍‍‌‌‍ ‍​‍​‍​ ‍‍​‍​‍‌ ​ ‌‍​‌‌‍ ‍‌‍‍‌‌ ‌​‌ ‍‌​‍ ‍‌‍‍‌‌‍ ​‍​‍​‍ ​​‍​‍‌‍‍​‌ ​‍‌‍‌‌‌‍‌‍​‍​‍​ ‍‍​‍​‍‌‍‍​‌ ‌​‌ ‌​‌ ​​​ ‍‍​‍ ​‍ ‌‍ ​‌‍ ‌‍​ ‌‍​‌‌‍ ​‌‍‍​‌‍ ‌ ​ ‌ ‌​​ ‍‍​ ​ ​ ​ ​ ​ ​ ​ ​‍ ‌‍‍‌‌‍ ‍‌ ‌​‌‍‌‌‌‍ ‍‌ ‌​​‍ ‌‍‌‌‌‍‌​‌‍‍‌‌ ‌​​‍ ‌‍ ‌‌‍ ‌‍‌​‌‍‌‌​ ‌‌ ​​‌ ​‍‌‍‌‌‌ ​ ‌‍‌‌‌‍ ‍‌ ‌​‌‍​‌‌ ‌​‌‍‍‌‌‍ ‌‍ ‍​ ‍ ‌‍‍‌‌‍‌​​ ‌​ ‍​​ ‍​‌‍​ ​ ‍‌​ ‍‌​ ​​‌‍​ ​ ‍‌​‍ ‌​ ‌‍​ ‍​‌‍‌‍​ ‌ ​‍ ‌​ ‌​​ ‌‌‌‍​‍​ ‌‍​‍ ‌‌‍​‍‌‍​‌‌‍​‍​ ‌‍​‍ ‌​ ​‍​ ​‍‌‍‌​​ ‌‌​ ​ ‌‍‌‌‌‍​ ‌‍‌‌‌‍​ ​ ‌​​ ​​​ ‌​​ ‍ ‌ ‌​‌ ‍‌‌ ​​‌‍‌‌​ ‌‌‍ ‍‌‍‌‌‌ ‌ ‌ ​ ​ ‍ ‌ ​​‌‍​‌‌ ‌​‌‍‍​​ ‌‌‍ ​‌‍ ‌‍​ ‌‍​‌‌ ‌​‌‍‍‌‌‍ ‌‍ ‍‌‌​‍‌‍‌‌‌‍‌‍‌‍‌‌‌ ​‍‌‍‌‌‌‍ ‍‌‍​ ‌‍‌‌​‍‌‌​ ‌‌‌​​‍‌‌ ‌‍‍ ‌‍‌‌‌ ‍‌​‍‌‌​ ​ ‌​‌​​‍‌‌​ ​ ‌​‌​​‍‌‌​ ​‍​ ​‍‌‍‌‌‌‍​‌​ ​‌​ ‍‌‌‍‌​​ ‌‍​ ‌‌‌‍‌‌​ ‍‌​ ‍​​ ‍‌​ ‍​​‍‌‌​ ​‍​ ​‍​‍‌‌​ ‌‌‌​‌​​‍ ‍‌‍​ ‌‍‍​‌‍‍‌‌‍ ​‌‍‌​‌ ​‍‌‍‌‌‌‍ ‍​‍‌‌​ ‌‌‌​​‍‌‌ ‌‍‍ ‌‍‌‌‌ ‍‌​‍‌‌​ ​ ‌​‌​​‍‌‌​ ​ ‌​‌​​‍‌‌​ ​‍​ ​‍​ ​​​ ‌‍​ ​​‌‍‌​​ ‌​​ ‍‌‌‍‌‍​ ‌ ​ ​‍​ ​ ‌‍‌‍‌‍​‌​‍‌‌​ ​‍​ ​‍​‍‌‌​ ‌‌‌​‌​​‍ ‍‌ ‌​‌‍‌‌‌ ‍​‌ ‌​​ ‌‍​‍‌‍​‌‌ ​ ‌‍‌‌‌‌‌‌‌ ​‍‌‍ ​​ ‌‌‍‍​‌ ‌​‌ ‌​‌ ​​​‍‌‌​ ​ ‌​​‌​‍‌‌​ ​‍‌​‌‍​‍‌‌​ ​‍‌​‌‍‌‍ ​‌‍ ‌‍​ ‌‍​‌‌‍ ​‌‍‍​‌‍ ‌ ​ ‌ ‌​​‍‌‌​ ​ ‌​​‌​ ​ ​ ​ ​ ​ ​ ​ ​‍‌‍‌‍‍‌‌‍‌​​ ‌​ ‍​​ ‍​‌‍​ ​ ‍‌​ ‍‌​ ​​‌‍​ ​ ‍‌​‍ ‌​ ‌‍​ ‍​‌‍‌‍​ ‌ ​‍ ‌​ ‌​​ ‌‌‌‍​‍​ ‌‍​‍ ‌‌‍​‍‌‍​‌‌‍​‍​ ‌‍​‍ ‌​ ​‍​ ​‍‌‍‌​​ ‌‌​ ​ ‌‍‌‌‌‍​ ‌‍‌‌‌‍​ ​ ‌​​ ​​​ ‌​​‍‌‍‌ ‌​‌ ‍‌‌ ​​‌‍‌‌​ ‌‌‍ ‍‌‍‌‌‌ ‌ ‌ ​ ​‍‌‍‌ ​​‌‍​‌‌ ‌​‌‍‍​​ ‌‌‍ ​‌‍ ‌‍​ ‌‍​‌‌ ‌​‌‍‍‌‌‍ ‌‍ ‍‌‌​‍‌‍‌‌‌‍‌‍‌‍‌‌‌ ​‍‌‍‌‌‌‍ ‍‌‍​ ‌‍‌‌​‍‌‌​ ‌‌‌​​‍‌‌ ‌‍‍ ‌‍‌‌‌ ‍‌​‍‌‌​ ​ ‌​‌​​‍‌‌​ ​ ‌​‌​​‍‌‌​ ​‍​ ​‍‌‍‌‌‌‍​‌​ ​‌​ ‍‌‌‍‌​​ ‌‍​ ‌‌‌‍‌‌​ ‍‌​ ‍​​ ‍‌​ ‍​​‍‌‌​ ​‍​ ​‍​‍‌‌​ ‌‌‌​‌​​‍ ‍‌‍​ ‌‍‍​‌‍‍‌‌‍ ​‌‍‌​‌ ​‍‌‍‌‌‌‍ ‍​‍‌‌​ ‌‌‌​​‍‌‌ ‌‍‍ ‌‍‌‌‌ ‍‌​‍‌‌​ ​ ‌​‌​​‍‌‌​ ​ ‌​‌​​‍‌‌​ ​‍​ ​‍​ ​​​ ‌‍​ ​​‌‍‌​​ ‌​​ ‍‌‌‍‌‍​ ‌ ​ ​‍​ ​ ‌‍‌‍‌‍​‌​‍‌‌​ ​‍​ ​‍​‍‌‌​ ‌‌‌​‌​​‍ ‍‌ ‌​‌‍‌‌‌ ‍​‌ ‌​​‍‌‍‌ ​​‌‍‌‌‌ ​‍‌ ​ ‌ ​​‌‍‌‌‌‍​ ‌ ‌​‌‍‍‌‌ ‌‍‌‍‌‌​ ‌‌ ​​‌ ‌‌‌‍​‍‌‍ ​‌‍‍‌‌ ​ ‌‍‍​‌‍‌‌‌‍‌​​‍​‍‌ ‌
Baethan Mullen​​​​‌ ‍ ​‍​‍‌‍ ‌ ​‍‌‍‍‌‌‍‌ ‌‍‍‌‌‍ ‍​‍​‍​ ‍‍​‍​‍‌ ​ ‌‍​‌‌‍ ‍‌‍‍‌‌ ‌​‌ ‍‌​‍ ‍‌‍‍‌‌‍ ​‍​‍​‍ ​​‍​‍‌‍‍​‌ ​‍‌‍‌‌‌‍‌‍​‍​‍​ ‍‍​‍​‍‌‍‍​‌ ‌​‌ ‌​‌ ​​​ ‍‍​‍ ​‍ ‌‍ ​‌‍ ‌‍​ ‌‍​‌‌‍ ​‌‍‍​‌‍ ‌ ​ ‌ ‌​​ ‍‍​ ​ ​ ​ ​ ​ ​ ​ ​‍ ‌‍‍‌‌‍ ‍‌ ‌​‌‍‌‌‌‍ ‍‌ ‌​​‍ ‌‍‌‌‌‍‌​‌‍‍‌‌ ‌​​‍ ‌‍ ‌‌‍ ‌‍‌​‌‍‌‌​ ‌‌ ​​‌ ​‍‌‍‌‌‌ ​ ‌‍‌‌‌‍ ‍‌ ‌​‌‍​‌‌ ‌​‌‍‍‌‌‍ ‌‍ ‍​ ‍ ‌‍‍‌‌‍‌​​ ‌​ ​‍‌‍​‍​ ‌​​ ​‌​ ​‍‌‍​‍‌‍​‌‌‍​‌​‍ ‌​ ‍​​ ​​​ ‍‌​ ​‍​‍ ‌​ ‌​‌‍​‍​ ‍​​ ‌ ​‍ ‌‌‍​‍‌‍‌​‌‍‌‌​ ‌‌​‍ ‌​ ​ ‌‍‌​‌‍​‌​ ‌​​ ‌‌​ ​‍​ ‍​​ ‍‌​ ‍‌​ ​ ​ ​ ​ ‍‌​ ‍ ‌ ‌​‌ ‍‌‌ ​​‌‍‌‌​ ‌‌‍​‌‌ ‌‌‌ ‌​‌‍‍​‌‍ ‌ ​‍​ ‍ ‌ ​​‌‍​‌‌ ‌​‌‍‍​​ ‌‌‍ ‍‌‍​‌‌‍ ‌‌‍‌‌​ ‌‍​‍‌‍​‌‌ ​ ‌‍‌‌‌‌‌‌‌ ​‍‌‍ ​​ ‌‌‍‍​‌ ‌​‌ ‌​‌ ​​​‍‌‌​ ​ ‌​​‌​‍‌‌​ ​‍‌​‌‍​‍‌‌​ ​‍‌​‌‍‌‍ ​‌‍ ‌‍​ ‌‍​‌‌‍ ​‌‍‍​‌‍ ‌ ​ ‌ ‌​​‍‌‌​ ​ ‌​​‌​ ​ ​ ​ ​ ​ ​ ​ ​‍‌‍‌‍‍‌‌‍‌​​ ‌​ ​‍‌‍​‍​ ‌​​ ​‌​ ​‍‌‍​‍‌‍​‌‌‍​‌​‍ ‌​ ‍​​ ​​​ ‍‌​ ​‍​‍ ‌​ ‌​‌‍​‍​ ‍​​ ‌ ​‍ ‌‌‍​‍‌‍‌​‌‍‌‌​ ‌‌​‍ ‌​ ​ ‌‍‌​‌‍​‌​ ‌​​ ‌‌​ ​‍​ ‍​​ ‍‌​ ‍‌​ ​ ​ ​ ​ ‍‌​‍‌‍‌ ‌​‌ ‍‌‌ ​​‌‍‌‌​ ‌‌‍​‌‌ ‌‌‌ ‌​‌‍‍​‌‍ ‌ ​‍​‍‌‍‌ ​​‌‍​‌‌ ‌​‌‍‍​​ ‌‌‍ ‍‌‍​‌‌‍ ‌‌‍‌‌​‍‌‍‌ ​​‌‍‌‌‌ ​‍‌ ​ ‌ ​​‌‍‌‌‌‍​ ‌ ‌​‌‍‍‌‌ ‌‍‌‍‌‌​ ‌‌ ​​‌ ‌‌‌‍​‍‌‍ ​‌‍‍‌‌ ​ ‌‍‍​‌‍‌‌‌‍‌​​‍​‍‌ ‌
Chief Executive Officer​​​​‌ ‍ ​‍​‍‌‍ ‌ ​‍‌‍‍‌‌‍‌ ‌‍‍‌‌‍ ‍​‍​‍​ ‍‍​‍​‍‌ ​ ‌‍​‌‌‍ ‍‌‍‍‌‌ ‌​‌ ‍‌​‍ ‍‌‍‍‌‌‍ ​‍​‍​‍ ​​‍​‍‌‍‍​‌ ​‍‌‍‌‌‌‍‌‍​‍​‍​ ‍‍​‍​‍‌‍‍​‌ ‌​‌ ‌​‌ ​​​ ‍‍​‍ ​‍ ‌‍ ​‌‍ ‌‍​ ‌‍​‌‌‍ ​‌‍‍​‌‍ ‌ ​ ‌ ‌​​ ‍‍​ ​ ​ ​ ​ ​ ​ ​ ​‍ ‌‍‍‌‌‍ ‍‌ ‌​‌‍‌‌‌‍ ‍‌ ‌​​‍ ‌‍‌‌‌‍‌​‌‍‍‌‌ ‌​​‍ ‌‍ ‌‌‍ ‌‍‌​‌‍‌‌​ ‌‌ ​​‌ ​‍‌‍‌‌‌ ​ ‌‍‌‌‌‍ ‍‌ ‌​‌‍​‌‌ ‌​‌‍‍‌‌‍ ‌‍ ‍​ ‍ ‌‍‍‌‌‍‌​​ ‌​ ​‍‌‍​‍​ ‌​​ ​‌​ ​‍‌‍​‍‌‍​‌‌‍​‌​‍ ‌​ ‍​​ ​​​ ‍‌​ ​‍​‍ ‌​ ‌​‌‍​‍​ ‍​​ ‌ ​‍ ‌‌‍​‍‌‍‌​‌‍‌‌​ ‌‌​‍ ‌​ ​ ‌‍‌​‌‍​‌​ ‌​​ ‌‌​ ​‍​ ‍​​ ‍‌​ ‍‌​ ​ ​ ​ ​ ‍‌​ ‍ ‌ ‌​‌ ‍‌‌ ​​‌‍‌‌​ ‌‌‍​‌‌ ‌‌‌ ‌​‌‍‍​‌‍ ‌ ​‍​ ‍ ‌ ​​‌‍​‌‌ ‌​‌‍‍​​ ‌‌ ‌​‌‍‍‌‌ ‌​‌‍ ​‌‍‌‌​ ‌‍​‍‌‍​‌‌ ​ ‌‍‌‌‌‌‌‌‌ ​‍‌‍ ​​ ‌‌‍‍​‌ ‌​‌ ‌​‌ ​​​‍‌‌​ ​ ‌​​‌​‍‌‌​ ​‍‌​‌‍​‍‌‌​ ​‍‌​‌‍‌‍ ​‌‍ ‌‍​ ‌‍​‌‌‍ ​‌‍‍​‌‍ ‌ ​ ‌ ‌​​‍‌‌​ ​ ‌​​‌​ ​ ​ ​ ​ ​ ​ ​ ​‍‌‍‌‍‍‌‌‍‌​​ ‌​ ​‍‌‍​‍​ ‌​​ ​‌​ ​‍‌‍​‍‌‍​‌‌‍​‌​‍ ‌​ ‍​​ ​​​ ‍‌​ ​‍​‍ ‌​ ‌​‌‍​‍​ ‍​​ ‌ ​‍ ‌‌‍​‍‌‍‌​‌‍‌‌​ ‌‌​‍ ‌​ ​ ‌‍‌​‌‍​‌​ ‌​​ ‌‌​ ​‍​ ‍​​ ‍‌​ ‍‌​ ​ ​ ​ ​ ‍‌​‍‌‍‌ ‌​‌ ‍‌‌ ​​‌‍‌‌​ ‌‌‍​‌‌ ‌‌‌ ‌​‌‍‍​‌‍ ‌ ​‍​‍‌‍‌ ​​‌‍​‌‌ ‌​‌‍‍​​ ‌‌ ‌​‌‍‍‌‌ ‌​‌‍ ​‌‍‌‌​‍‌‍‌ ​​‌‍‌‌‌ ​‍‌ ​ ‌ ​​‌‍‌‌‌‍​ ‌ ‌​‌‍‍‌‌ ‌‍‌‍‌‌​ ‌‌ ​​‌ ‌‌‌‍​‍‌‍ ​‌‍‍‌‌ ​ ‌‍‍​‌‍‌‌‌‍‌​​‍​‍‌ ‌
Ingrid Burfurd​​​​‌ ‍ ​‍​‍‌‍ ‌ ​‍‌‍‍‌‌‍‌ ‌‍‍‌‌‍ ‍​‍​‍​ ‍‍​‍​‍‌ ​ ‌‍​‌‌‍ ‍‌‍‍‌‌ ‌​‌ ‍‌​‍ ‍‌‍‍‌‌‍ ​‍​‍​‍ ​​‍​‍‌‍‍​‌ ​‍‌‍‌‌‌‍‌‍​‍​‍​ ‍‍​‍​‍‌‍‍​‌ ‌​‌ ‌​‌ ​​​ ‍‍​‍ ​‍ ‌‍ ​‌‍ ‌‍​ ‌‍​‌‌‍ ​‌‍‍​‌‍ ‌ ​ ‌ ‌​​ ‍‍​ ​ ​ ​ ​ ​ ​ ​ ​‍ ‌‍‍‌‌‍ ‍‌ ‌​‌‍‌‌‌‍ ‍‌ ‌​​‍ ‌‍‌‌‌‍‌​‌‍‍‌‌ ‌​​‍ ‌‍ ‌‌‍ ‌‍‌​‌‍‌‌​ ‌‌ ​​‌ ​‍‌‍‌‌‌ ​ ‌‍‌‌‌‍ ‍‌ ‌​‌‍​‌‌ ‌​‌‍‍‌‌‍ ‌‍ ‍​ ‍ ‌‍‍‌‌‍‌​​ ‌​ ​‌​ ‌‍​ ‍​​ ‌​​ ‌​​ ​‌​ ‌​​ ​‍​‍ ‌​ ​ ​ ‍‌‌‍‌‍‌‍‌​​‍ ‌​ ‌​​ ‌‍​ ‌‍​ ‌ ​‍ ‌​ ‍​​ ​‍‌‍​‍‌‍​‍​‍ ‌‌‍​‌‌‍​ ​ ​‌​ ‌ ‌‍‌‌‌‍‌‍‌‍​‌​ ‍​​ ‍‌​ ​​‌‍‌​‌‍‌‍​ ‍ ‌ ‌​‌ ‍‌‌ ​​‌‍‌‌​ ‌‌‍​‌‌ ‌‌‌ ‌​‌‍‍​‌‍ ‌ ​‍​ ‍ ‌ ​​‌‍​‌‌ ‌​‌‍‍​​ ‌‌‍ ‍‌‍​‌‌‍ ‌‌‍‌‌​ ‌‍​‍‌‍​‌‌ ​ ‌‍‌‌‌‌‌‌‌ ​‍‌‍ ​​ ‌‌‍‍​‌ ‌​‌ ‌​‌ ​​​‍‌‌​ ​ ‌​​‌​‍‌‌​ ​‍‌​‌‍​‍‌‌​ ​‍‌​‌‍‌‍ ​‌‍ ‌‍​ ‌‍​‌‌‍ ​‌‍‍​‌‍ ‌ ​ ‌ ‌​​‍‌‌​ ​ ‌​​‌​ ​ ​ ​ ​ ​ ​ ​ ​‍‌‍‌‍‍‌‌‍‌​​ ‌​ ​‌​ ‌‍​ ‍​​ ‌​​ ‌​​ ​‌​ ‌​​ ​‍​‍ ‌​ ​ ​ ‍‌‌‍‌‍‌‍‌​​‍ ‌​ ‌​​ ‌‍​ ‌‍​ ‌ ​‍ ‌​ ‍​​ ​‍‌‍​‍‌‍​‍​‍ ‌‌‍​‌‌‍​ ​ ​‌​ ‌ ‌‍‌‌‌‍‌‍‌‍​‌​ ‍​​ ‍‌​ ​​‌‍‌​‌‍‌‍​‍‌‍‌ ‌​‌ ‍‌‌ ​​‌‍‌‌​ ‌‌‍​‌‌ ‌‌‌ ‌​‌‍‍​‌‍ ‌ ​‍​‍‌‍‌ ​​‌‍​‌‌ ‌​‌‍‍​​ ‌‌‍ ‍‌‍​‌‌‍ ‌‌‍‌‌​‍‌‍‌ ​​‌‍‌‌‌ ​‍‌ ​ ‌ ​​‌‍‌‌‌‍​ ‌ ‌​‌‍‍‌‌ ‌‍‌‍‌‌​ ‌‌ ​​‌ ‌‌‌‍​‍‌‍ ​‌‍‍‌‌ ​ ‌‍‍​‌‍‌‌‌‍‌​​‍​‍‌ ‌
Economic Research Director​​​​‌ ‍ ​‍​‍‌‍ ‌ ​‍‌‍‍‌‌‍‌ ‌‍‍‌‌‍ ‍​‍​‍​ ‍‍​‍​‍‌ ​ ‌‍​‌‌‍ ‍‌‍‍‌‌ ‌​‌ ‍‌​‍ ‍‌‍‍‌‌‍ ​‍​‍​‍ ​​‍​‍‌‍‍​‌ ​‍‌‍‌‌‌‍‌‍​‍​‍​ ‍‍​‍​‍‌‍‍​‌ ‌​‌ ‌​‌ ​​​ ‍‍​‍ ​‍ ‌‍ ​‌‍ ‌‍​ ‌‍​‌‌‍ ​‌‍‍​‌‍ ‌ ​ ‌ ‌​​ ‍‍​ ​ ​ ​ ​ ​ ​ ​ ​‍ ‌‍‍‌‌‍ ‍‌ ‌​‌‍‌‌‌‍ ‍‌ ‌​​‍ ‌‍‌‌‌‍‌​‌‍‍‌‌ ‌​​‍ ‌‍ ‌‌‍ ‌‍‌​‌‍‌‌​ ‌‌ ​​‌ ​‍‌‍‌‌‌ ​ ‌‍‌‌‌‍ ‍‌ ‌​‌‍​‌‌ ‌​‌‍‍‌‌‍ ‌‍ ‍​ ‍ ‌‍‍‌‌‍‌​​ ‌​ ​‌​ ‌‍​ ‍​​ ‌​​ ‌​​ ​‌​ ‌​​ ​‍​‍ ‌​ ​ ​ ‍‌‌‍‌‍‌‍‌​​‍ ‌​ ‌​​ ‌‍​ ‌‍​ ‌ ​‍ ‌​ ‍​​ ​‍‌‍​‍‌‍​‍​‍ ‌‌‍​‌‌‍​ ​ ​‌​ ‌ ‌‍‌‌‌‍‌‍‌‍​‌​ ‍​​ ‍‌​ ​​‌‍‌​‌‍‌‍​ ‍ ‌ ‌​‌ ‍‌‌ ​​‌‍‌‌​ ‌‌‍​‌‌ ‌‌‌ ‌​‌‍‍​‌‍ ‌ ​‍​ ‍ ‌ ​​‌‍​‌‌ ‌​‌‍‍​​ ‌‌ ‌​‌‍‍‌‌ ‌​‌‍ ​‌‍‌‌​ ‌‍​‍‌‍​‌‌ ​ ‌‍‌‌‌‌‌‌‌ ​‍‌‍ ​​ ‌‌‍‍​‌ ‌​‌ ‌​‌ ​​​‍‌‌​ ​ ‌​​‌​‍‌‌​ ​‍‌​‌‍​‍‌‌​ ​‍‌​‌‍‌‍ ​‌‍ ‌‍​ ‌‍​‌‌‍ ​‌‍‍​‌‍ ‌ ​ ‌ ‌​​‍‌‌​ ​ ‌​​‌​ ​ ​ ​ ​ ​ ​ ​ ​‍‌‍‌‍‍‌‌‍‌​​ ‌​ ​‌​ ‌‍​ ‍​​ ‌​​ ‌​​ ​‌​ ‌​​ ​‍​‍ ‌​ ​ ​ ‍‌‌‍‌‍‌‍‌​​‍ ‌​ ‌​​ ‌‍​ ‌‍​ ‌ ​‍ ‌​ ‍​​ ​‍‌‍​‍‌‍​‍​‍ ‌‌‍​‌‌‍​ ​ ​‌​ ‌ ‌‍‌‌‌‍‌‍‌‍​‌​ ‍​​ ‍‌​ ​​‌‍‌​‌‍‌‍​‍‌‍‌ ‌​‌ ‍‌‌ ​​‌‍‌‌​ ‌‌‍​‌‌ ‌‌‌ ‌​‌‍‍​‌‍ ‌ ​‍​‍‌‍‌ ​​‌‍​‌‌ ‌​‌‍‍​​ ‌‌ ‌​‌‍‍‌‌ ‌​‌‍ ​‌‍‌‌​‍‌‍‌ ​​‌‍‌‌‌ ​‍‌ ​ ‌ ​​‌‍‌‌‌‍​ ‌ ‌​‌‍‍‌‌ ‌‍‌‍‌‌​ ‌‌ ​​‌ ‌‌‌‍​‍‌‍ ​‌‍‍‌‌ ​ ‌‍‍​‌‍‌‌‌‍‌​​‍​‍‌ ‌
Share
Australia faces three related economic challenges: we are not on track for net zero, the federal budget faces a structural deficit, and productivity growth has stalled. After more than a decade of policy churn,
emissions outside the land sector have barely moved.​​​​‌ ‍ ​‍​‍‌‍ ‌ ​‍‌‍‍‌‌‍‌ ‌‍‍‌‌‍ ‍​‍​‍​ ‍‍​‍​‍‌ ​ ‌‍​‌‌‍ ‍‌‍‍‌‌ ‌​‌ ‍‌​‍ ‍‌‍‍‌‌‍ ​‍​‍​‍ ​​‍​‍‌‍‍​‌ ​‍‌‍‌‌‌‍‌‍​‍​‍​ ‍‍​‍​‍‌‍‍​‌ ‌​‌ ‌​‌ ​​​ ‍‍​‍ ​‍ ‌‍ ​‌‍ ‌‍​ ‌‍​‌‌‍ ​‌‍‍​‌‍ ‌ ​ ‌ ‌​​ ‍‍​ ​ ​ ​ ​ ​ ​ ​ ​‍ ‌‍‍‌‌‍ ‍‌ ‌​‌‍‌‌‌‍ ‍‌ ‌​​‍ ‌‍‌‌‌‍‌​‌‍‍‌‌ ‌​​‍ ‌‍ ‌‌‍ ‌‍‌​‌‍‌‌​ ‌‌ ​​‌ ​‍‌‍‌‌‌ ​ ‌‍‌‌‌‍ ‍‌ ‌​‌‍​‌‌ ‌​‌‍‍‌‌‍ ‌‍ ‍​ ‍ ‌‍‍‌‌‍‌​​ ‌​ ‍​​ ‍​‌‍​ ​ ‍‌​ ‍‌​ ​​‌‍​ ​ ‍‌​‍ ‌​ ‌‍​ ‍​‌‍‌‍​ ‌ ​‍ ‌​ ‌​​ ‌‌‌‍​‍​ ‌‍​‍ ‌‌‍​‍‌‍​‌‌‍​‍​ ‌‍​‍ ‌​ ​‍​ ​‍‌‍‌​​ ‌‌​ ​ ‌‍‌‌‌‍​ ‌‍‌‌‌‍​ ​ ‌​​ ​​​ ‌​​ ‍ ‌ ‌​‌ ‍‌‌ ​​‌‍‌‌​ ‌‌‍ ‍‌‍‌‌‌ ‌ ‌ ​ ​ ‍ ‌ ​​‌‍​‌‌ ‌​‌‍‍​​ ‌‌‍​ ‌‍ ‌‍ ‍‌ ‌​‌‍‌‌‌‍ ‍‌ ‌​​‍‌‌​ ‌‌‌​​‍‌‌ ‌‍‍ ‌‍‌‌‌ ‍‌​‍‌‌​ ​ ‌​‌​​‍‌‌​ ​ ‌​‌​​‍‌‌​ ​‍​ ​‍‌‍​ ‌‍‌‍‌‍​‍​ ​ ​ ‌​‌‍‌​​ ‌‌​ ‍‌​ ​ ​ ​​‌‍​‍​ ​‌​‍‌‌​ ​‍​ ​‍​‍‌‌​ ‌‌‌​‌​​‍ ‍‌‍​ ‌‍‍​‌‍‍‌‌‍ ​‌‍‌​‌ ​‍‌‍‌‌‌‍ ‍​‍‌‌​ ‌‌‌​​‍‌‌ ‌‍‍ ‌‍‌‌‌ ‍‌​‍‌‌​ ​ ‌​‌​​‍‌‌​ ​ ‌​‌​​‍‌‌​ ​‍​ ​‍​ ​ ​ ‍‌‌‍‌‍​ ‌‌​ ​ ​ ​ ‌‍​‍‌‍‌​‌‍‌‍​ ​ ​ ​​​ ‌‌​‍‌‌​ ​‍​ ​‍​‍‌‌​ ‌‌‌​‌​​‍ ‍‌ ‌​‌‍‌‌‌ ‍​‌ ‌​​ ‌‍​‍‌‍​‌‌ ​ ‌‍‌‌‌‌‌‌‌ ​‍‌‍ ​​ ‌‌‍‍​‌ ‌​‌ ‌​‌ ​​​‍‌‌​ ​ ‌​​‌​‍‌‌​ ​‍‌​‌‍​‍‌‌​ ​‍‌​‌‍‌‍ ​‌‍ ‌‍​ ‌‍​‌‌‍ ​‌‍‍​‌‍ ‌ ​ ‌ ‌​​‍‌‌​ ​ ‌​​‌​ ​ ​ ​ ​ ​ ​ ​ ​‍‌‍‌‍‍‌‌‍‌​​ ‌​ ‍​​ ‍​‌‍​ ​ ‍‌​ ‍‌​ ​​‌‍​ ​ ‍‌​‍ ‌​ ‌‍​ ‍​‌‍‌‍​ ‌ ​‍ ‌​ ‌​​ ‌‌‌‍​‍​ ‌‍​‍ ‌‌‍​‍‌‍​‌‌‍​‍​ ‌‍​‍ ‌​ ​‍​ ​‍‌‍‌​​ ‌‌​ ​ ‌‍‌‌‌‍​ ‌‍‌‌‌‍​ ​ ‌​​ ​​​ ‌​​‍‌‍‌ ‌​‌ ‍‌‌ ​​‌‍‌‌​ ‌‌‍ ‍‌‍‌‌‌ ‌ ‌ ​ ​‍‌‍‌ ​​‌‍​‌‌ ‌​‌‍‍​​ ‌‌‍​ ‌‍ ‌‍ ‍‌ ‌​‌‍‌‌‌‍ ‍‌ ‌​​‍‌‌​ ‌‌‌​​‍‌‌ ‌‍‍ ‌‍‌‌‌ ‍‌​‍‌‌​ ​ ‌​‌​​‍‌‌​ ​ ‌​‌​​‍‌‌​ ​‍​ ​‍‌‍​ ‌‍‌‍‌‍​‍​ ​ ​ ‌​‌‍‌​​ ‌‌​ ‍‌​ ​ ​ ​​‌‍​‍​ ​‌​‍‌‌​ ​‍​ ​‍​‍‌‌​ ‌‌‌​‌​​‍ ‍‌‍​ ‌‍‍​‌‍‍‌‌‍ ​‌‍‌​‌ ​‍‌‍‌‌‌‍ ‍​‍‌‌​ ‌‌‌​​‍‌‌ ‌‍‍ ‌‍‌‌‌ ‍‌​‍‌‌​ ​ ‌​‌​​‍‌‌​ ​ ‌​‌​​‍‌‌​ ​‍​ ​‍​ ​ ​ ‍‌‌‍‌‍​ ‌‌​ ​ ​ ​ ‌‍​‍‌‍‌​‌‍‌‍​ ​ ​ ​​​ ‌‌​‍‌‌​ ​‍​ ​‍​‍‌‌​ ‌‌‌​‌​​‍ ‍‌ ‌​‌‍‌‌‌ ‍​‌ ‌​​‍‌‍‌ ​​‌‍‌‌‌ ​‍‌ ​ ‌ ​​‌‍‌‌‌‍​ ‌ ‌​‌‍‍‌‌ ‌‍‌‍‌‌​ ‌‌ ​​‌ ‌‌‌‍​‍‌‍ ​‌‍‍‌‌ ​ ‌‍‍​‌‍‌‌‌‍‌​​‍​‍‌ ‌
At the same time, industry groups including the Australian Industry Group and the Minerals Council have rightly warned in ​​​​‌ ‍ ​‍​‍‌‍ ‌ ​‍‌‍‍‌‌‍‌ ‌‍‍‌‌‍ ‍​‍​‍​ ‍‍​‍​‍‌ ​ ‌‍​‌‌‍ ‍‌‍‍‌‌ ‌​‌ ‍‌​‍ ‍‌‍‍‌‌‍ ​‍​‍​‍ ​​‍​‍‌‍‍​‌ ​‍‌‍‌‌‌‍‌‍​‍​‍​ ‍‍​‍​‍‌‍‍​‌ ‌​‌ ‌​‌ ​​​ ‍‍​‍ ​‍ ‌‍ ​‌‍ ‌‍​ ‌‍​‌‌‍ ​‌‍‍​‌‍ ‌ ​ ‌ ‌​​ ‍‍​ ​ ​ ​ ​ ​ ​ ​ ​‍ ‌‍‍‌‌‍ ‍‌ ‌​‌‍‌‌‌‍ ‍‌ ‌​​‍ ‌‍‌‌‌‍‌​‌‍‍‌‌ ‌​​‍ ‌‍ ‌‌‍ ‌‍‌​‌‍‌‌​ ‌‌ ​​‌ ​‍‌‍‌‌‌ ​ ‌‍‌‌‌‍ ‍‌ ‌​‌‍​‌‌ ‌​‌‍‍‌‌‍ ‌‍ ‍​ ‍ ‌‍‍‌‌‍‌​​ ‌​ ‍​​ ‍​‌‍​ ​ ‍‌​ ‍‌​ ​​‌‍​ ​ ‍‌​‍ ‌​ ‌‍​ ‍​‌‍‌‍​ ‌ ​‍ ‌​ ‌​​ ‌‌‌‍​‍​ ‌‍​‍ ‌‌‍​‍‌‍​‌‌‍​‍​ ‌‍​‍ ‌​ ​‍​ ​‍‌‍‌​​ ‌‌​ ​ ‌‍‌‌‌‍​ ‌‍‌‌‌‍​ ​ ‌​​ ​​​ ‌​​ ‍ ‌ ‌​‌ ‍‌‌ ​​‌‍‌‌​ ‌‌‍ ‍‌‍‌‌‌ ‌ ‌ ​ ​ ‍ ‌ ​​‌‍​‌‌ ‌​‌‍‍​​ ‌‌‍​ ‌‍ ‌‍ ‍‌ ‌​‌‍‌‌‌‍ ‍‌ ‌​​‍‌‌​ ‌‌‌​​‍‌‌ ‌‍‍ ‌‍‌‌‌ ‍‌​‍‌‌​ ​ ‌​‌​​‍‌‌​ ​ ‌​‌​​‍‌‌​ ​‍​ ​‍​ ​‍‌‍​ ​ ​ ​ ​ ​ ‌‌​ ​‌​ ​​‌‍​‍​ ​‍‌‍‌​​ ​​​ ​‍​‍‌‌​ ​‍​ ​‍​‍‌‌​ ‌‌‌​‌​​‍ ‍‌‍​ ‌‍‍​‌‍‍‌‌‍ ​‌‍‌​‌ ​‍‌‍‌‌‌‍ ‍​‍‌‌​ ‌‌‌​​‍‌‌ ‌‍‍ ‌‍‌‌‌ ‍‌​‍‌‌​ ​ ‌​‌​​‍‌‌​ ​ ‌​‌​​‍‌‌​ ​‍​ ​‍‌‍​‌‌‍​ ‌‍​ ‌‍​ ‌‍‌​​ ‌‍​ ‌​‌‍‌‍‌‍‌‌​ ​‌‌‍​ ​ ‌​​‍‌‌​ ​‍​ ​‍​‍‌‌​ ‌‌‌​‌​​‍ ‍‌ ‌​‌‍‌‌‌ ‍​‌ ‌​​ ‌‍​‍‌‍​‌‌ ​ ‌‍‌‌‌‌‌‌‌ ​‍‌‍ ​​ ‌‌‍‍​‌ ‌​‌ ‌​‌ ​​​‍‌‌​ ​ ‌​​‌​‍‌‌​ ​‍‌​‌‍​‍‌‌​ ​‍‌​‌‍‌‍ ​‌‍ ‌‍​ ‌‍​‌‌‍ ​‌‍‍​‌‍ ‌ ​ ‌ ‌​​‍‌‌​ ​ ‌​​‌​ ​ ​ ​ ​ ​ ​ ​ ​‍‌‍‌‍‍‌‌‍‌​​ ‌​ ‍​​ ‍​‌‍​ ​ ‍‌​ ‍‌​ ​​‌‍​ ​ ‍‌​‍ ‌​ ‌‍​ ‍​‌‍‌‍​ ‌ ​‍ ‌​ ‌​​ ‌‌‌‍​‍​ ‌‍​‍ ‌‌‍​‍‌‍​‌‌‍​‍​ ‌‍​‍ ‌​ ​‍​ ​‍‌‍‌​​ ‌‌​ ​ ‌‍‌‌‌‍​ ‌‍‌‌‌‍​ ​ ‌​​ ​​​ ‌​​‍‌‍‌ ‌​‌ ‍‌‌ ​​‌‍‌‌​ ‌‌‍ ‍‌‍‌‌‌ ‌ ‌ ​ ​‍‌‍‌ ​​‌‍​‌‌ ‌​‌‍‍​​ ‌‌‍​ ‌‍ ‌‍ ‍‌ ‌​‌‍‌‌‌‍ ‍‌ ‌​​‍‌‌​ ‌‌‌​​‍‌‌ ‌‍‍ ‌‍‌‌‌ ‍‌​‍‌‌​ ​ ‌​‌​​‍‌‌​ ​ ‌​‌​​‍‌‌​ ​‍​ ​‍​ ​‍‌‍​ ​ ​ ​ ​ ​ ‌‌​ ​‌​ ​​‌‍​‍​ ​‍‌‍‌​​ ​​​ ​‍​‍‌‌​ ​‍​ ​‍​‍‌‌​ ‌‌‌​‌​​‍ ‍‌‍​ ‌‍‍​‌‍‍‌‌‍ ​‌‍‌​‌ ​‍‌‍‌‌‌‍ ‍​‍‌‌​ ‌‌‌​​‍‌‌ ‌‍‍ ‌‍‌‌‌ ‍‌​‍‌‌​ ​ ‌​‌​​‍‌‌​ ​ ‌​‌​​‍‌‌​ ​‍​ ​‍‌‍​‌‌‍​ ‌‍​ ‌‍​ ‌‍‌​​ ‌‍​ ‌​‌‍‌‍‌‍‌‌​ ​‌‌‍​ ​ ‌​​‍‌‌​ ​‍​ ​‍​‍‌‌​ ‌‌‌​‌​​‍ ‍‌ ‌​‌‍‌‌‌ ‍​‌ ‌​​‍‌‍‌ ​​‌‍‌‌‌ ​‍‌ ​ ‌ ​​‌‍‌‌‌‍​ ‌ ‌​‌‍‍‌‌ ‌‍‌‍‌‌​ ‌‌ ​​‌ ‌‌‌‍​‍‌‍ ​‌‍‍‌‌ ​ ‌‍‍​‌‍‌‌‌‍‌​​‍​‍‌ ‌ The Australian Financial Review​​​​‌ ‍ ​‍​‍‌‍ ‌ ​‍‌‍‍‌‌‍‌ ‌‍‍‌‌‍ ‍​‍​‍​ ‍‍​‍​‍‌ ​ ‌‍​‌‌‍ ‍‌‍‍‌‌ ‌​‌ ‍‌​‍ ‍‌‍‍‌‌‍ ​‍​‍​‍ ​​‍​‍‌‍‍​‌ ​‍‌‍‌‌‌‍‌‍​‍​‍​ ‍‍​‍​‍‌‍‍​‌ ‌​‌ ‌​‌ ​​​ ‍‍​‍ ​‍ ‌‍ ​‌‍ ‌‍​ ‌‍​‌‌‍ ​‌‍‍​‌‍ ‌ ​ ‌ ‌​​ ‍‍​ ​ ​ ​ ​ ​ ​ ​ ​‍ ‌‍‍‌‌‍ ‍‌ ‌​‌‍‌‌‌‍ ‍‌ ‌​​‍ ‌‍‌‌‌‍‌​‌‍‍‌‌ ‌​​‍ ‌‍ ‌‌‍ ‌‍‌​‌‍‌‌​ ‌‌ ​​‌ ​‍‌‍‌‌‌ ​ ‌‍‌‌‌‍ ‍‌ ‌​‌‍​‌‌ ‌​‌‍‍‌‌‍ ‌‍ ‍​ ‍ ‌‍‍‌‌‍‌​​ ‌​ ‍​​ ‍​‌‍​ ​ ‍‌​ ‍‌​ ​​‌‍​ ​ ‍‌​‍ ‌​ ‌‍​ ‍​‌‍‌‍​ ‌ ​‍ ‌​ ‌​​ ‌‌‌‍​‍​ ‌‍​‍ ‌‌‍​‍‌‍​‌‌‍​‍​ ‌‍​‍ ‌​ ​‍​ ​‍‌‍‌​​ ‌‌​ ​ ‌‍‌‌‌‍​ ‌‍‌‌‌‍​ ​ ‌​​ ​​​ ‌​​ ‍ ‌ ‌​‌ ‍‌‌ ​​‌‍‌‌​ ‌‌‍ ‍‌‍‌‌‌ ‌ ‌ ​ ​ ‍ ‌ ​​‌‍​‌‌ ‌​‌‍‍​​ ‌‌‍​ ‌‍ ‌‍ ‍‌ ‌​‌‍‌‌‌‍ ‍‌ ‌​​‍‌‌​ ‌‌‌​​‍‌‌ ‌‍‍ ‌‍‌‌‌ ‍‌​‍‌‌​ ​ ‌​‌​​‍‌‌​ ​ ‌​‌​​‍‌‌​ ​‍​ ​‍​ ​‍‌‍​ ​ ​ ​ ​ ​ ‌‌​ ​‌​ ​​‌‍​‍​ ​‍‌‍‌​​ ​​​ ​‍​‍‌‌​ ​‍​ ​‍​‍‌‌​ ‌‌‌​‌​​‍ ‍‌‍​ ‌‍‍​‌‍‍‌‌‍ ​‌‍‌​‌ ​‍‌‍‌‌‌‍ ‍​‍‌‌​ ‌‌‌​​‍‌‌ ‌‍‍ ‌‍‌‌‌ ‍‌​‍‌‌​ ​ ‌​‌​​‍‌‌​ ​ ‌​‌​​‍‌‌​ ​‍​ ​‍​ ​‌‌‍​‍​ ‌‌​ ‌​​ ​‍​ ​‌‌‍‌‌​ ​​​ ​​​ ‍‌​ ‍‌​ ​‍​‍‌‌​ ​‍​ ​‍​‍‌‌​ ‌‌‌​‌​​‍ ‍‌ ‌​‌‍‌‌‌ ‍​‌ ‌​​ ‌‍​‍‌‍​‌‌ ​ ‌‍‌‌‌‌‌‌‌ ​‍‌‍ ​​ ‌‌‍‍​‌ ‌​‌ ‌​‌ ​​​‍‌‌​ ​ ‌​​‌​‍‌‌​ ​‍‌​‌‍​‍‌‌​ ​‍‌​‌‍‌‍ ​‌‍ ‌‍​ ‌‍​‌‌‍ ​‌‍‍​‌‍ ‌ ​ ‌ ‌​​‍‌‌​ ​ ‌​​‌​ ​ ​ ​ ​ ​ ​ ​ ​‍‌‍‌‍‍‌‌‍‌​​ ‌​ ‍​​ ‍​‌‍​ ​ ‍‌​ ‍‌​ ​​‌‍​ ​ ‍‌​‍ ‌​ ‌‍​ ‍​‌‍‌‍​ ‌ ​‍ ‌​ ‌​​ ‌‌‌‍​‍​ ‌‍​‍ ‌‌‍​‍‌‍​‌‌‍​‍​ ‌‍​‍ ‌​ ​‍​ ​‍‌‍‌​​ ‌‌​ ​ ‌‍‌‌‌‍​ ‌‍‌‌‌‍​ ​ ‌​​ ​​​ ‌​​‍‌‍‌ ‌​‌ ‍‌‌ ​​‌‍‌‌​ ‌‌‍ ‍‌‍‌‌‌ ‌ ‌ ​ ​‍‌‍‌ ​​‌‍​‌‌ ‌​‌‍‍​​ ‌‌‍​ ‌‍ ‌‍ ‍‌ ‌​‌‍‌‌‌‍ ‍‌ ‌​​‍‌‌​ ‌‌‌​​‍‌‌ ‌‍‍ ‌‍‌‌‌ ‍‌​‍‌‌​ ​ ‌​‌​​‍‌‌​ ​ ‌​‌​​‍‌‌​ ​‍​ ​‍​ ​‍‌‍​ ​ ​ ​ ​ ​ ‌‌​ ​‌​ ​​‌‍​‍​ ​‍‌‍‌​​ ​​​ ​‍​‍‌‌​ ​‍​ ​‍​‍‌‌​ ‌‌‌​‌​​‍ ‍‌‍​ ‌‍‍​‌‍‍‌‌‍ ​‌‍‌​‌ ​‍‌‍‌‌‌‍ ‍​‍‌‌​ ‌‌‌​​‍‌‌ ‌‍‍ ‌‍‌‌‌ ‍‌​‍‌‌​ ​ ‌​‌​​‍‌‌​ ​ ‌​‌​​‍‌‌​ ​‍​ ​‍​ ​‌‌‍​‍​ ‌‌​ ‌​​ ​‍​ ​‌‌‍‌‌​ ​​​ ​​​ ‍‌​ ‍‌​ ​‍​‍‌‌​ ​‍​ ​‍​‍‌‌​ ‌‌‌​‌​​‍ ‍‌ ‌​‌‍‌‌‌ ‍​‌ ‌​​‍‌‍‌ ​​‌‍‌‌‌ ​‍‌ ​ ‌ ​​‌‍‌‌‌‍​ ‌ ‌​‌‍‍‌‌ ‌‍‌‍‌‌​ ‌‌ ​​‌ ‌‌‌‍​‍‌‍ ​‌‍‍‌‌ ​ ‌‍‍​‌‍‌‌‌‍‌​​‍​‍‌ ‌ that expanding current climate policies risks greater
complexity, higher compliance costs and failure to deliver the emissions reductions we need.​​​​‌ ‍ ​‍​‍‌‍ ‌ ​‍‌‍‍‌‌‍‌ ‌‍‍‌‌‍ ‍​‍​‍​ ‍‍​‍​‍‌ ​ ‌‍​‌‌‍ ‍‌‍‍‌‌ ‌​‌ ‍‌​‍ ‍‌‍‍‌‌‍ ​‍​‍​‍ ​​‍​‍‌‍‍​‌ ​‍‌‍‌‌‌‍‌‍​‍​‍​ ‍‍​‍​‍‌‍‍​‌ ‌​‌ ‌​‌ ​​​ ‍‍​‍ ​‍ ‌‍ ​‌‍ ‌‍​ ‌‍​‌‌‍ ​‌‍‍​‌‍ ‌ ​ ‌ ‌​​ ‍‍​ ​ ​ ​ ​ ​ ​ ​ ​‍ ‌‍‍‌‌‍ ‍‌ ‌​‌‍‌‌‌‍ ‍‌ ‌​​‍ ‌‍‌‌‌‍‌​‌‍‍‌‌ ‌​​‍ ‌‍ ‌‌‍ ‌‍‌​‌‍‌‌​ ‌‌ ​​‌ ​‍‌‍‌‌‌ ​ ‌‍‌‌‌‍ ‍‌ ‌​‌‍​‌‌ ‌​‌‍‍‌‌‍ ‌‍ ‍​ ‍ ‌‍‍‌‌‍‌​​ ‌​ ‍​​ ‍​‌‍​ ​ ‍‌​ ‍‌​ ​​‌‍​ ​ ‍‌​‍ ‌​ ‌‍​ ‍​‌‍‌‍​ ‌ ​‍ ‌​ ‌​​ ‌‌‌‍​‍​ ‌‍​‍ ‌‌‍​‍‌‍​‌‌‍​‍​ ‌‍​‍ ‌​ ​‍​ ​‍‌‍‌​​ ‌‌​ ​ ‌‍‌‌‌‍​ ‌‍‌‌‌‍​ ​ ‌​​ ​​​ ‌​​ ‍ ‌ ‌​‌ ‍‌‌ ​​‌‍‌‌​ ‌‌‍ ‍‌‍‌‌‌ ‌ ‌ ​ ​ ‍ ‌ ​​‌‍​‌‌ ‌​‌‍‍​​ ‌‌‍​ ‌‍ ‌‍ ‍‌ ‌​‌‍‌‌‌‍ ‍‌ ‌​​‍‌‌​ ‌‌‌​​‍‌‌ ‌‍‍ ‌‍‌‌‌ ‍‌​‍‌‌​ ​ ‌​‌​​‍‌‌​ ​ ‌​‌​​‍‌‌​ ​‍​ ​‍​ ​‍‌‍​ ​ ​ ​ ​ ​ ‌‌​ ​‌​ ​​‌‍​‍​ ​‍‌‍‌​​ ​​​ ​‍​‍‌‌​ ​‍​ ​‍​‍‌‌​ ‌‌‌​‌​​‍ ‍‌‍​ ‌‍‍​‌‍‍‌‌‍ ​‌‍‌​‌ ​‍‌‍‌‌‌‍ ‍​‍‌‌​ ‌‌‌​​‍‌‌ ‌‍‍ ‌‍‌‌‌ ‍‌​‍‌‌​ ​ ‌​‌​​‍‌‌​ ​ ‌​‌​​‍‌‌​ ​‍​ ​‍‌‍​‌​ ‍‌‌‍‌‌‌‍​ ‌‍​‍​ ‌‌‌‍​‍‌‍‌‌​ ‌‍​ ​​​ ​ ​ ​​​‍‌‌​ ​‍​ ​‍​‍‌‌​ ‌‌‌​‌​​‍ ‍‌ ‌​‌‍‌‌‌ ‍​‌ ‌​​ ‌‍​‍‌‍​‌‌ ​ ‌‍‌‌‌‌‌‌‌ ​‍‌‍ ​​ ‌‌‍‍​‌ ‌​‌ ‌​‌ ​​​‍‌‌​ ​ ‌​​‌​‍‌‌​ ​‍‌​‌‍​‍‌‌​ ​‍‌​‌‍‌‍ ​‌‍ ‌‍​ ‌‍​‌‌‍ ​‌‍‍​‌‍ ‌ ​ ‌ ‌​​‍‌‌​ ​ ‌​​‌​ ​ ​ ​ ​ ​ ​ ​ ​‍‌‍‌‍‍‌‌‍‌​​ ‌​ ‍​​ ‍​‌‍​ ​ ‍‌​ ‍‌​ ​​‌‍​ ​ ‍‌​‍ ‌​ ‌‍​ ‍​‌‍‌‍​ ‌ ​‍ ‌​ ‌​​ ‌‌‌‍​‍​ ‌‍​‍ ‌‌‍​‍‌‍​‌‌‍​‍​ ‌‍​‍ ‌​ ​‍​ ​‍‌‍‌​​ ‌‌​ ​ ‌‍‌‌‌‍​ ‌‍‌‌‌‍​ ​ ‌​​ ​​​ ‌​​‍‌‍‌ ‌​‌ ‍‌‌ ​​‌‍‌‌​ ‌‌‍ ‍‌‍‌‌‌ ‌ ‌ ​ ​‍‌‍‌ ​​‌‍​‌‌ ‌​‌‍‍​​ ‌‌‍​ ‌‍ ‌‍ ‍‌ ‌​‌‍‌‌‌‍ ‍‌ ‌​​‍‌‌​ ‌‌‌​​‍‌‌ ‌‍‍ ‌‍‌‌‌ ‍‌​‍‌‌​ ​ ‌​‌​​‍‌‌​ ​ ‌​‌​​‍‌‌​ ​‍​ ​‍​ ​‍‌‍​ ​ ​ ​ ​ ​ ‌‌​ ​‌​ ​​‌‍​‍​ ​‍‌‍‌​​ ​​​ ​‍​‍‌‌​ ​‍​ ​‍​‍‌‌​ ‌‌‌​‌​​‍ ‍‌‍​ ‌‍‍​‌‍‍‌‌‍ ​‌‍‌​‌ ​‍‌‍‌‌‌‍ ‍​‍‌‌​ ‌‌‌​​‍‌‌ ‌‍‍ ‌‍‌‌‌ ‍‌​‍‌‌​ ​ ‌​‌​​‍‌‌​ ​ ‌​‌​​‍‌‌​ ​‍​ ​‍‌‍​‌​ ‍‌‌‍‌‌‌‍​ ‌‍​‍​ ‌‌‌‍​‍‌‍‌‌​ ‌‍​ ​​​ ​ ​ ​​​‍‌‌​ ​‍​ ​‍​‍‌‌​ ‌‌‌​‌​​‍ ‍‌ ‌​‌‍‌‌‌ ‍​‌ ‌​​‍‌‍‌ ​​‌‍‌‌‌ ​‍‌ ​ ‌ ​​‌‍‌‌‌‍​ ‌ ‌​‌‍‍‌‌ ‌‍‌‍‌‌​ ‌‌ ​​‌ ‌‌‌‍​‍‌‍ ​‌‍‍‌‌ ​ ‌‍‍​‌‍‌‌‌‍‌​​‍​‍‌ ‌
But the answer to this dilemma is not weaker ambition; it’s simpler reform by focusing on the principle of “polluter pays” – ensuring those who impose climate costs face them directly. This will cut emissions at
the lowest cost while raising revenue to ease cost-of-living pressures and strengthen the economy.​​​​‌ ‍ ​‍​‍‌‍ ‌ ​‍‌‍‍‌‌‍‌ ‌‍‍‌‌‍ ‍​‍​‍​ ‍‍​‍​‍‌ ​ ‌‍​‌‌‍ ‍‌‍‍‌‌ ‌​‌ ‍‌​‍ ‍‌‍‍‌‌‍ ​‍​‍​‍ ​​‍​‍‌‍‍​‌ ​‍‌‍‌‌‌‍‌‍​‍​‍​ ‍‍​‍​‍‌‍‍​‌ ‌​‌ ‌​‌ ​​​ ‍‍​‍ ​‍ ‌‍ ​‌‍ ‌‍​ ‌‍​‌‌‍ ​‌‍‍​‌‍ ‌ ​ ‌ ‌​​ ‍‍​ ​ ​ ​ ​ ​ ​ ​ ​‍ ‌‍‍‌‌‍ ‍‌ ‌​‌‍‌‌‌‍ ‍‌ ‌​​‍ ‌‍‌‌‌‍‌​‌‍‍‌‌ ‌​​‍ ‌‍ ‌‌‍ ‌‍‌​‌‍‌‌​ ‌‌ ​​‌ ​‍‌‍‌‌‌ ​ ‌‍‌‌‌‍ ‍‌ ‌​‌‍​‌‌ ‌​‌‍‍‌‌‍ ‌‍ ‍​ ‍ ‌‍‍‌‌‍‌​​ ‌​ ‍​​ ‍​‌‍​ ​ ‍‌​ ‍‌​ ​​‌‍​ ​ ‍‌​‍ ‌​ ‌‍​ ‍​‌‍‌‍​ ‌ ​‍ ‌​ ‌​​ ‌‌‌‍​‍​ ‌‍​‍ ‌‌‍​‍‌‍​‌‌‍​‍​ ‌‍​‍ ‌​ ​‍​ ​‍‌‍‌​​ ‌‌​ ​ ‌‍‌‌‌‍​ ‌‍‌‌‌‍​ ​ ‌​​ ​​​ ‌​​ ‍ ‌ ‌​‌ ‍‌‌ ​​‌‍‌‌​ ‌‌‍ ‍‌‍‌‌‌ ‌ ‌ ​ ​ ‍ ‌ ​​‌‍​‌‌ ‌​‌‍‍​​ ‌‌‍​ ‌‍ ‌‍ ‍‌ ‌​‌‍‌‌‌‍ ‍‌ ‌​​‍‌‌​ ‌‌‌​​‍‌‌ ‌‍‍ ‌‍‌‌‌ ‍‌​‍‌‌​ ​ ‌​‌​​‍‌‌​ ​ ‌​‌​​‍‌‌​ ​‍​ ​‍​ ‌​‌‍​ ‌‍​‌​ ​‌‌‍‌​‌‍‌‌‌‍‌‍​ ‍‌​ ​‍‌‍​‍​ ‍​‌‍​‌​‍‌‌​ ​‍​ ​‍​‍‌‌​ ‌‌‌​‌​​‍ ‍‌‍​ ‌‍‍​‌‍‍‌‌‍ ​‌‍‌​‌ ​‍‌‍‌‌‌‍ ‍​‍‌‌​ ‌‌‌​​‍‌‌ ‌‍‍ ‌‍‌‌‌ ‍‌​‍‌‌​ ​ ‌​‌​​‍‌‌​ ​ ‌​‌​​‍‌‌​ ​‍​ ​‍​ ​ ‌‍‌​​ ‌‌​ ‍​​ ​‍‌‍‌‍​ ​ ‌‍‌‍​ ​‍​ ‌ ​ ​‌‌‍​ ​‍‌‌​ ​‍​ ​‍​‍‌‌​ ‌‌‌​‌​​‍ ‍‌ ‌​‌‍‌‌‌ ‍​‌ ‌​​ ‌‍​‍‌‍​‌‌ ​ ‌‍‌‌‌‌‌‌‌ ​‍‌‍ ​​ ‌‌‍‍​‌ ‌​‌ ‌​‌ ​​​‍‌‌​ ​ ‌​​‌​‍‌‌​ ​‍‌​‌‍​‍‌‌​ ​‍‌​‌‍‌‍ ​‌‍ ‌‍​ ‌‍​‌‌‍ ​‌‍‍​‌‍ ‌ ​ ‌ ‌​​‍‌‌​ ​ ‌​​‌​ ​ ​ ​ ​ ​ ​ ​ ​‍‌‍‌‍‍‌‌‍‌​​ ‌​ ‍​​ ‍​‌‍​ ​ ‍‌​ ‍‌​ ​​‌‍​ ​ ‍‌​‍ ‌​ ‌‍​ ‍​‌‍‌‍​ ‌ ​‍ ‌​ ‌​​ ‌‌‌‍​‍​ ‌‍​‍ ‌‌‍​‍‌‍​‌‌‍​‍​ ‌‍​‍ ‌​ ​‍​ ​‍‌‍‌​​ ‌‌​ ​ ‌‍‌‌‌‍​ ‌‍‌‌‌‍​ ​ ‌​​ ​​​ ‌​​‍‌‍‌ ‌​‌ ‍‌‌ ​​‌‍‌‌​ ‌‌‍ ‍‌‍‌‌‌ ‌ ‌ ​ ​‍‌‍‌ ​​‌‍​‌‌ ‌​‌‍‍​​ ‌‌‍​ ‌‍ ‌‍ ‍‌ ‌​‌‍‌‌‌‍ ‍‌ ‌​​‍‌‌​ ‌‌‌​​‍‌‌ ‌‍‍ ‌‍‌‌‌ ‍‌​‍‌‌​ ​ ‌​‌​​‍‌‌​ ​ ‌​‌​​‍‌‌​ ​‍​ ​‍​ ‌​‌‍​ ‌‍​‌​ ​‌‌‍‌​‌‍‌‌‌‍‌‍​ ‍‌​ ​‍‌‍​‍​ ‍​‌‍​‌​‍‌‌​ ​‍​ ​‍​‍‌‌​ ‌‌‌​‌​​‍ ‍‌‍​ ‌‍‍​‌‍‍‌‌‍ ​‌‍‌​‌ ​‍‌‍‌‌‌‍ ‍​‍‌‌​ ‌‌‌​​‍‌‌ ‌‍‍ ‌‍‌‌‌ ‍‌​‍‌‌​ ​ ‌​‌​​‍‌‌​ ​ ‌​‌​​‍‌‌​ ​‍​ ​‍​ ​ ‌‍‌​​ ‌‌​ ‍​​ ​‍‌‍‌‍​ ​ ‌‍‌‍​ ​‍​ ‌ ​ ​‌‌‍​ ​‍‌‌​ ​‍​ ​‍​‍‌‌​ ‌‌‌​‌​​‍ ‍‌ ‌​‌‍‌‌‌ ‍​‌ ‌​​‍‌‍‌ ​​‌‍‌‌‌ ​‍‌ ​ ‌ ​​‌‍‌‌‌‍​ ‌ ‌​‌‍‍‌‌ ‌‍‌‍‌‌​ ‌‌ ​​‌ ‌‌‌‍​‍‌‍ ​‌‍‍‌‌ ​ ‌‍‍​‌‍‌‌‌‍‌​​‍​‍‌ ‌
In practical terms, this means two reforms which the Superpower Institute is proposing: a “polluter-pays levy” applied upstream to coal, oil and gas producers and importers, and a “fair-share levy” on gas
producers to ensure Australians receive a fair return from their own resources. Together, they cut emissions, raise substantial revenue and reduce policy complexity, without placing new burdens on households.​​​​‌ ‍ ​‍​‍‌‍ ‌ ​‍‌‍‍‌‌‍‌ ‌‍‍‌‌‍ ‍​‍​‍​ ‍‍​‍​‍‌ ​ ‌‍​‌‌‍ ‍‌‍‍‌‌ ‌​‌ ‍‌​‍ ‍‌‍‍‌‌‍ ​‍​‍​‍ ​​‍​‍‌‍‍​‌ ​‍‌‍‌‌‌‍‌‍​‍​‍​ ‍‍​‍​‍‌‍‍​‌ ‌​‌ ‌​‌ ​​​ ‍‍​‍ ​‍ ‌‍ ​‌‍ ‌‍​ ‌‍​‌‌‍ ​‌‍‍​‌‍ ‌ ​ ‌ ‌​​ ‍‍​ ​ ​ ​ ​ ​ ​ ​ ​‍ ‌‍‍‌‌‍ ‍‌ ‌​‌‍‌‌‌‍ ‍‌ ‌​​‍ ‌‍‌‌‌‍‌​‌‍‍‌‌ ‌​​‍ ‌‍ ‌‌‍ ‌‍‌​‌‍‌‌​ ‌‌ ​​‌ ​‍‌‍‌‌‌ ​ ‌‍‌‌‌‍ ‍‌ ‌​‌‍​‌‌ ‌​‌‍‍‌‌‍ ‌‍ ‍​ ‍ ‌‍‍‌‌‍‌​​ ‌​ ‍​​ ‍​‌‍​ ​ ‍‌​ ‍‌​ ​​‌‍​ ​ ‍‌​‍ ‌​ ‌‍​ ‍​‌‍‌‍​ ‌ ​‍ ‌​ ‌​​ ‌‌‌‍​‍​ ‌‍​‍ ‌‌‍​‍‌‍​‌‌‍​‍​ ‌‍​‍ ‌​ ​‍​ ​‍‌‍‌​​ ‌‌​ ​ ‌‍‌‌‌‍​ ‌‍‌‌‌‍​ ​ ‌​​ ​​​ ‌​​ ‍ ‌ ‌​‌ ‍‌‌ ​​‌‍‌‌​ ‌‌‍ ‍‌‍‌‌‌ ‌ ‌ ​ ​ ‍ ‌ ​​‌‍​‌‌ ‌​‌‍‍​​ ‌‌‍​ ‌‍ ‌‍ ‍‌ ‌​‌‍‌‌‌‍ ‍‌ ‌​​‍‌‌​ ‌‌‌​​‍‌‌ ‌‍‍ ‌‍‌‌‌ ‍‌​‍‌‌​ ​ ‌​‌​​‍‌‌​ ​ ‌​‌​​‍‌‌​ ​‍​ ​‍‌‍​ ​ ‍‌​ ‌ ‌‍​‍‌‍​‌​ ​​​ ​ ‌‍​‍​ ​​‌‍‌‌​ ​ ‌‍​‌​‍‌‌​ ​‍​ ​‍​‍‌‌​ ‌‌‌​‌​​‍ ‍‌‍​ ‌‍‍​‌‍‍‌‌‍ ​‌‍‌​‌ ​‍‌‍‌‌‌‍ ‍​‍‌‌​ ‌‌‌​​‍‌‌ ‌‍‍ ‌‍‌‌‌ ‍‌​‍‌‌​ ​ ‌​‌​​‍‌‌​ ​ ‌​‌​​‍‌‌​ ​‍​ ​‍​ ​‌​ ‍‌‌‍‌‍​ ‍‌‌‍​‍​ ​ ​ ‍​​ ​ ​ ​‌​ ​ ‌‍​‍​ ‌‍​‍‌‌​ ​‍​ ​‍​‍‌‌​ ‌‌‌​‌​​‍ ‍‌ ‌​‌‍‌‌‌ ‍​‌ ‌​​ ‌‍​‍‌‍​‌‌ ​ ‌‍‌‌‌‌‌‌‌ ​‍‌‍ ​​ ‌‌‍‍​‌ ‌​‌ ‌​‌ ​​​‍‌‌​ ​ ‌​​‌​‍‌‌​ ​‍‌​‌‍​‍‌‌​ ​‍‌​‌‍‌‍ ​‌‍ ‌‍​ ‌‍​‌‌‍ ​‌‍‍​‌‍ ‌ ​ ‌ ‌​​‍‌‌​ ​ ‌​​‌​ ​ ​ ​ ​ ​ ​ ​ ​‍‌‍‌‍‍‌‌‍‌​​ ‌​ ‍​​ ‍​‌‍​ ​ ‍‌​ ‍‌​ ​​‌‍​ ​ ‍‌​‍ ‌​ ‌‍​ ‍​‌‍‌‍​ ‌ ​‍ ‌​ ‌​​ ‌‌‌‍​‍​ ‌‍​‍ ‌‌‍​‍‌‍​‌‌‍​‍​ ‌‍​‍ ‌​ ​‍​ ​‍‌‍‌​​ ‌‌​ ​ ‌‍‌‌‌‍​ ‌‍‌‌‌‍​ ​ ‌​​ ​​​ ‌​​‍‌‍‌ ‌​‌ ‍‌‌ ​​‌‍‌‌​ ‌‌‍ ‍‌‍‌‌‌ ‌ ‌ ​ ​‍‌‍‌ ​​‌‍​‌‌ ‌​‌‍‍​​ ‌‌‍​ ‌‍ ‌‍ ‍‌ ‌​‌‍‌‌‌‍ ‍‌ ‌​​‍‌‌​ ‌‌‌​​‍‌‌ ‌‍‍ ‌‍‌‌‌ ‍‌​‍‌‌​ ​ ‌​‌​​‍‌‌​ ​ ‌​‌​​‍‌‌​ ​‍​ ​‍‌‍​ ​ ‍‌​ ‌ ‌‍​‍‌‍​‌​ ​​​ ​ ‌‍​‍​ ​​‌‍‌‌​ ​ ‌‍​‌​‍‌‌​ ​‍​ ​‍​‍‌‌​ ‌‌‌​‌​​‍ ‍‌‍​ ‌‍‍​‌‍‍‌‌‍ ​‌‍‌​‌ ​‍‌‍‌‌‌‍ ‍​‍‌‌​ ‌‌‌​​‍‌‌ ‌‍‍ ‌‍‌‌‌ ‍‌​‍‌‌​ ​ ‌​‌​​‍‌‌​ ​ ‌​‌​​‍‌‌​ ​‍​ ​‍​ ​‌​ ‍‌‌‍‌‍​ ‍‌‌‍​‍​ ​ ​ ‍​​ ​ ​ ​‌​ ​ ‌‍​‍​ ‌‍​‍‌‌​ ​‍​ ​‍​‍‌‌​ ‌‌‌​‌​​‍ ‍‌ ‌​‌‍‌‌‌ ‍​‌ ‌​​‍‌‍‌ ​​‌‍‌‌‌ ​‍‌ ​ ‌ ​​‌‍‌‌‌‍​ ‌ ‌​‌‍‍‌‌ ‌‍‌‍‌‌​ ‌‌ ​​‌ ‌‌‌‍​‍‌‍ ​‌‍‍‌‌ ​ ‌‍‍​‌‍‌‌‌‍‌​​‍​‍‌ ‌
Selling reform today requires recognising a changed electorate. Gen Z and Millennials are now the dominant voting bloc and are economically insecure, exposed to climate risk and focused on fairness. They are
sceptical of policies that raise household costs while allowing large polluters and exporters to escape meaningful contribution.​​​​‌ ‍ ​‍​‍‌‍ ‌ ​‍‌‍‍‌‌‍‌ ‌‍‍‌‌‍ ‍​‍​‍​ ‍‍​‍​‍‌ ​ ‌‍​‌‌‍ ‍‌‍‍‌‌ ‌​‌ ‍‌​‍ ‍‌‍‍‌‌‍ ​‍​‍​‍ ​​‍​‍‌‍‍​‌ ​‍‌‍‌‌‌‍‌‍​‍​‍​ ‍‍​‍​‍‌‍‍​‌ ‌​‌ ‌​‌ ​​​ ‍‍​‍ ​‍ ‌‍ ​‌‍ ‌‍​ ‌‍​‌‌‍ ​‌‍‍​‌‍ ‌ ​ ‌ ‌​​ ‍‍​ ​ ​ ​ ​ ​ ​ ​ ​‍ ‌‍‍‌‌‍ ‍‌ ‌​‌‍‌‌‌‍ ‍‌ ‌​​‍ ‌‍‌‌‌‍‌​‌‍‍‌‌ ‌​​‍ ‌‍ ‌‌‍ ‌‍‌​‌‍‌‌​ ‌‌ ​​‌ ​‍‌‍‌‌‌ ​ ‌‍‌‌‌‍ ‍‌ ‌​‌‍​‌‌ ‌​‌‍‍‌‌‍ ‌‍ ‍​ ‍ ‌‍‍‌‌‍‌​​ ‌​ ‍​​ ‍​‌‍​ ​ ‍‌​ ‍‌​ ​​‌‍​ ​ ‍‌​‍ ‌​ ‌‍​ ‍​‌‍‌‍​ ‌ ​‍ ‌​ ‌​​ ‌‌‌‍​‍​ ‌‍​‍ ‌‌‍​‍‌‍​‌‌‍​‍​ ‌‍​‍ ‌​ ​‍​ ​‍‌‍‌​​ ‌‌​ ​ ‌‍‌‌‌‍​ ‌‍‌‌‌‍​ ​ ‌​​ ​​​ ‌​​ ‍ ‌ ‌​‌ ‍‌‌ ​​‌‍‌‌​ ‌‌‍ ‍‌‍‌‌‌ ‌ ‌ ​ ​ ‍ ‌ ​​‌‍​‌‌ ‌​‌‍‍​​ ‌‌‍​ ‌‍ ‌‍ ‍‌ ‌​‌‍‌‌‌‍ ‍‌ ‌​​‍‌‌​ ‌‌‌​​‍‌‌ ‌‍‍ ‌‍‌‌‌ ‍‌​‍‌‌​ ​ ‌​‌​​‍‌‌​ ​ ‌​‌​​‍‌‌​ ​‍​ ​‍​ ​‌​ ‌‍​ ‌ ‌‍‌‍​ ‌​​ ‌‌‌‍​‌‌‍‌​‌‍​ ‌‍‌‌​ ​‌​ ‌‍​‍‌‌​ ​‍​ ​‍​‍‌‌​ ‌‌‌​‌​​‍ ‍‌‍​ ‌‍‍​‌‍‍‌‌‍ ​‌‍‌​‌ ​‍‌‍‌‌‌‍ ‍​‍‌‌​ ‌‌‌​​‍‌‌ ‌‍‍ ‌‍‌‌‌ ‍‌​‍‌‌​ ​ ‌​‌​​‍‌‌​ ​ ‌​‌​​‍‌‌​ ​‍​ ​‍​ ‍‌​ ‌​‌‍​‌‌‍‌‍​ ​‍​ ‌ ​ ‍​​ ​‍​ ‍‌​ ​​​ ​‌​ ‌‌​‍‌‌​ ​‍​ ​‍​‍‌‌​ ‌‌‌​‌​​‍ ‍‌ ‌​‌‍‌‌‌ ‍​‌ ‌​​ ‌‍​‍‌‍​‌‌ ​ ‌‍‌‌‌‌‌‌‌ ​‍‌‍ ​​ ‌‌‍‍​‌ ‌​‌ ‌​‌ ​​​‍‌‌​ ​ ‌​​‌​‍‌‌​ ​‍‌​‌‍​‍‌‌​ ​‍‌​‌‍‌‍ ​‌‍ ‌‍​ ‌‍​‌‌‍ ​‌‍‍​‌‍ ‌ ​ ‌ ‌​​‍‌‌​ ​ ‌​​‌​ ​ ​ ​ ​ ​ ​ ​ ​‍‌‍‌‍‍‌‌‍‌​​ ‌​ ‍​​ ‍​‌‍​ ​ ‍‌​ ‍‌​ ​​‌‍​ ​ ‍‌​‍ ‌​ ‌‍​ ‍​‌‍‌‍​ ‌ ​‍ ‌​ ‌​​ ‌‌‌‍​‍​ ‌‍​‍ ‌‌‍​‍‌‍​‌‌‍​‍​ ‌‍​‍ ‌​ ​‍​ ​‍‌‍‌​​ ‌‌​ ​ ‌‍‌‌‌‍​ ‌‍‌‌‌‍​ ​ ‌​​ ​​​ ‌​​‍‌‍‌ ‌​‌ ‍‌‌ ​​‌‍‌‌​ ‌‌‍ ‍‌‍‌‌‌ ‌ ‌ ​ ​‍‌‍‌ ​​‌‍​‌‌ ‌​‌‍‍​​ ‌‌‍​ ‌‍ ‌‍ ‍‌ ‌​‌‍‌‌‌‍ ‍‌ ‌​​‍‌‌​ ‌‌‌​​‍‌‌ ‌‍‍ ‌‍‌‌‌ ‍‌​‍‌‌​ ​ ‌​‌​​‍‌‌​ ​ ‌​‌​​‍‌‌​ ​‍​ ​‍​ ​‌​ ‌‍​ ‌ ‌‍‌‍​ ‌​​ ‌‌‌‍​‌‌‍‌​‌‍​ ‌‍‌‌​ ​‌​ ‌‍​‍‌‌​ ​‍​ ​‍​‍‌‌​ ‌‌‌​‌​​‍ ‍‌‍​ ‌‍‍​‌‍‍‌‌‍ ​‌‍‌​‌ ​‍‌‍‌‌‌‍ ‍​‍‌‌​ ‌‌‌​​‍‌‌ ‌‍‍ ‌‍‌‌‌ ‍‌​‍‌‌​ ​ ‌​‌​​‍‌‌​ ​ ‌​‌​​‍‌‌​ ​‍​ ​‍​ ‍‌​ ‌​‌‍​‌‌‍‌‍​ ​‍​ ‌ ​ ‍​​ ​‍​ ‍‌​ ​​​ ​‌​ ‌‌​‍‌‌​ ​‍​ ​‍​‍‌‌​ ‌‌‌​‌​​‍ ‍‌ ‌​‌‍‌‌‌ ‍​‌ ‌​​‍‌‍‌ ​​‌‍‌‌‌ ​‍‌ ​ ‌ ​​‌‍‌‌‌‍​ ‌ ‌​‌‍‍‌‌ ‌‍‌‍‌‌​ ‌‌ ​​‌ ‌‌‌‍​‍‌‍ ​‌‍‍‌‌ ​ ‌‍‍​‌‍‌‌‌‍‌​​‍​‍‌ ‌
As a result, today’s voters want a fair go. And increasingly, they feel the system is failing to deliver it.​​​​‌ ‍ ​‍​‍‌‍ ‌ ​‍‌‍‍‌‌‍‌ ‌‍‍‌‌‍ ‍​‍​‍​ ‍‍​‍​‍‌ ​ ‌‍​‌‌‍ ‍‌‍‍‌‌ ‌​‌ ‍‌​‍ ‍‌‍‍‌‌‍ ​‍​‍​‍ ​​‍​‍‌‍‍​‌ ​‍‌‍‌‌‌‍‌‍​‍​‍​ ‍‍​‍​‍‌‍‍​‌ ‌​‌ ‌​‌ ​​​ ‍‍​‍ ​‍ ‌‍ ​‌‍ ‌‍​ ‌‍​‌‌‍ ​‌‍‍​‌‍ ‌ ​ ‌ ‌​​ ‍‍​ ​ ​ ​ ​ ​ ​ ​ ​‍ ‌‍‍‌‌‍ ‍‌ ‌​‌‍‌‌‌‍ ‍‌ ‌​​‍ ‌‍‌‌‌‍‌​‌‍‍‌‌ ‌​​‍ ‌‍ ‌‌‍ ‌‍‌​‌‍‌‌​ ‌‌ ​​‌ ​‍‌‍‌‌‌ ​ ‌‍‌‌‌‍ ‍‌ ‌​‌‍​‌‌ ‌​‌‍‍‌‌‍ ‌‍ ‍​ ‍ ‌‍‍‌‌‍‌​​ ‌​ ‍​​ ‍​‌‍​ ​ ‍‌​ ‍‌​ ​​‌‍​ ​ ‍‌​‍ ‌​ ‌‍​ ‍​‌‍‌‍​ ‌ ​‍ ‌​ ‌​​ ‌‌‌‍​‍​ ‌‍​‍ ‌‌‍​‍‌‍​‌‌‍​‍​ ‌‍​‍ ‌​ ​‍​ ​‍‌‍‌​​ ‌‌​ ​ ‌‍‌‌‌‍​ ‌‍‌‌‌‍​ ​ ‌​​ ​​​ ‌​​ ‍ ‌ ‌​‌ ‍‌‌ ​​‌‍‌‌​ ‌‌‍ ‍‌‍‌‌‌ ‌ ‌ ​ ​ ‍ ‌ ​​‌‍​‌‌ ‌​‌‍‍​​ ‌‌‍​ ‌‍ ‌‍ ‍‌ ‌​‌‍‌‌‌‍ ‍‌ ‌​​‍‌‌​ ‌‌‌​​‍‌‌ ‌‍‍ ‌‍‌‌‌ ‍‌​‍‌‌​ ​ ‌​‌​​‍‌‌​ ​ ‌​‌​​‍‌‌​ ​‍​ ​‍​ ​ ​ ‌ ‌‍​‍​ ‍‌‌‍​‌‌‍‌​‌‍‌​​ ​ ​ ​ ‌‍​ ‌‍‌‍​ ​‌​‍‌‌​ ​‍​ ​‍​‍‌‌​ ‌‌‌​‌​​‍ ‍‌‍​ ‌‍‍​‌‍‍‌‌‍ ​‌‍‌​‌ ​‍‌‍‌‌‌‍ ‍​‍‌‌​ ‌‌‌​​‍‌‌ ‌‍‍ ‌‍‌‌‌ ‍‌​‍‌‌​ ​ ‌​‌​​‍‌‌​ ​ ‌​‌​​‍‌‌​ ​‍​ ​‍​ ‍​​ ‌‍​ ‍​​ ‍​​ ​​​ ‌ ​ ‍‌‌‍​‍​ ​ ​ ‌‍‌‍​‍​ ‍‌​‍‌‌​ ​‍​ ​‍​‍‌‌​ ‌‌‌​‌​​‍ ‍‌ ‌​‌‍‌‌‌ ‍​‌ ‌​​ ‌‍​‍‌‍​‌‌ ​ ‌‍‌‌‌‌‌‌‌ ​‍‌‍ ​​ ‌‌‍‍​‌ ‌​‌ ‌​‌ ​​​‍‌‌​ ​ ‌​​‌​‍‌‌​ ​‍‌​‌‍​‍‌‌​ ​‍‌​‌‍‌‍ ​‌‍ ‌‍​ ‌‍​‌‌‍ ​‌‍‍​‌‍ ‌ ​ ‌ ‌​​‍‌‌​ ​ ‌​​‌​ ​ ​ ​ ​ ​ ​ ​ ​‍‌‍‌‍‍‌‌‍‌​​ ‌​ ‍​​ ‍​‌‍​ ​ ‍‌​ ‍‌​ ​​‌‍​ ​ ‍‌​‍ ‌​ ‌‍​ ‍​‌‍‌‍​ ‌ ​‍ ‌​ ‌​​ ‌‌‌‍​‍​ ‌‍​‍ ‌‌‍​‍‌‍​‌‌‍​‍​ ‌‍​‍ ‌​ ​‍​ ​‍‌‍‌​​ ‌‌​ ​ ‌‍‌‌‌‍​ ‌‍‌‌‌‍​ ​ ‌​​ ​​​ ‌​​‍‌‍‌ ‌​‌ ‍‌‌ ​​‌‍‌‌​ ‌‌‍ ‍‌‍‌‌‌ ‌ ‌ ​ ​‍‌‍‌ ​​‌‍​‌‌ ‌​‌‍‍​​ ‌‌‍​ ‌‍ ‌‍ ‍‌ ‌​‌‍‌‌‌‍ ‍‌ ‌​​‍‌‌​ ‌‌‌​​‍‌‌ ‌‍‍ ‌‍‌‌‌ ‍‌​‍‌‌​ ​ ‌​‌​​‍‌‌​ ​ ‌​‌​​‍‌‌​ ​‍​ ​‍​ ​ ​ ‌ ‌‍​‍​ ‍‌‌‍​‌‌‍‌​‌‍‌​​ ​ ​ ​ ‌‍​ ‌‍‌‍​ ​‌​‍‌‌​ ​‍​ ​‍​‍‌‌​ ‌‌‌​‌​​‍ ‍‌‍​ ‌‍‍​‌‍‍‌‌‍ ​‌‍‌​‌ ​‍‌‍‌‌‌‍ ‍​‍‌‌​ ‌‌‌​​‍‌‌ ‌‍‍ ‌‍‌‌‌ ‍‌​‍‌‌​ ​ ‌​‌​​‍‌‌​ ​ ‌​‌​​‍‌‌​ ​‍​ ​‍​ ‍​​ ‌‍​ ‍​​ ‍​​ ​​​ ‌ ​ ‍‌‌‍​‍​ ​ ​ ‌‍‌‍​‍​ ‍‌​‍‌‌​ ​‍​ ​‍​‍‌‌​ ‌‌‌​‌​​‍ ‍‌ ‌​‌‍‌‌‌ ‍​‌ ‌​​‍‌‍‌ ​​‌‍‌‌‌ ​‍‌ ​ ‌ ​​‌‍‌‌‌‍​ ‌ ‌​‌‍‍‌‌ ‌‍‌‍‌‌​ ‌‌ ​​‌ ‌‌‌‍​‍‌‍ ​‌‍‍‌‌ ​ ‌‍‍​‌‍‌‌‌‍‌​​‍​‍‌ ‌
To sell big reform to this new Australia, we must stop treating climate policy and cost-of-living relief as competing priorities. Research commissioned by the Superpower Institute and conducted by Redbridge
Group shows reform earns social permission only when it links the two.​​​​‌ ‍ ​‍​‍‌‍ ‌ ​‍‌‍‍‌‌‍‌ ‌‍‍‌‌‍ ‍​‍​‍​ ‍‍​‍​‍‌ ​ ‌‍​‌‌‍ ‍‌‍‍‌‌ ‌​‌ ‍‌​‍ ‍‌‍‍‌‌‍ ​‍​‍​‍ ​​‍​‍‌‍‍​‌ ​‍‌‍‌‌‌‍‌‍​‍​‍​ ‍‍​‍​‍‌‍‍​‌ ‌​‌ ‌​‌ ​​​ ‍‍​‍ ​‍ ‌‍ ​‌‍ ‌‍​ ‌‍​‌‌‍ ​‌‍‍​‌‍ ‌ ​ ‌ ‌​​ ‍‍​ ​ ​ ​ ​ ​ ​ ​ ​‍ ‌‍‍‌‌‍ ‍‌ ‌​‌‍‌‌‌‍ ‍‌ ‌​​‍ ‌‍‌‌‌‍‌​‌‍‍‌‌ ‌​​‍ ‌‍ ‌‌‍ ‌‍‌​‌‍‌‌​ ‌‌ ​​‌ ​‍‌‍‌‌‌ ​ ‌‍‌‌‌‍ ‍‌ ‌​‌‍​‌‌ ‌​‌‍‍‌‌‍ ‌‍ ‍​ ‍ ‌‍‍‌‌‍‌​​ ‌​ ‍​​ ‍​‌‍​ ​ ‍‌​ ‍‌​ ​​‌‍​ ​ ‍‌​‍ ‌​ ‌‍​ ‍​‌‍‌‍​ ‌ ​‍ ‌​ ‌​​ ‌‌‌‍​‍​ ‌‍​‍ ‌‌‍​‍‌‍​‌‌‍​‍​ ‌‍​‍ ‌​ ​‍​ ​‍‌‍‌​​ ‌‌​ ​ ‌‍‌‌‌‍​ ‌‍‌‌‌‍​ ​ ‌​​ ​​​ ‌​​ ‍ ‌ ‌​‌ ‍‌‌ ​​‌‍‌‌​ ‌‌‍ ‍‌‍‌‌‌ ‌ ‌ ​ ​ ‍ ‌ ​​‌‍​‌‌ ‌​‌‍‍​​ ‌‌‍​ ‌‍ ‌‍ ‍‌ ‌​‌‍‌‌‌‍ ‍‌ ‌​​‍‌‌​ ‌‌‌​​‍‌‌ ‌‍‍ ‌‍‌‌‌ ‍‌​‍‌‌​ ​ ‌​‌​​‍‌‌​ ​ ‌​‌​​‍‌‌​ ​‍​ ​‍​ ‌ ​ ‌​​ ​‍​ ‌​​ ​‌​ ​​‌‍​‍​ ​‌​ ‌ ‌‍‌‍​ ‌ ​ ‌ ​‍‌‌​ ​‍​ ​‍​‍‌‌​ ‌‌‌​‌​​‍ ‍‌‍​ ‌‍‍​‌‍‍‌‌‍ ​‌‍‌​‌ ​‍‌‍‌‌‌‍ ‍​‍‌‌​ ‌‌‌​​‍‌‌ ‌‍‍ ‌‍‌‌‌ ‍‌​‍‌‌​ ​ ‌​‌​​‍‌‌​ ​ ‌​‌​​‍‌‌​ ​‍​ ​‍‌‍‌​​ ​​​ ‍‌‌‍‌‌‌‍‌​‌‍‌‌‌‍​‌‌‍​‌‌‍‌‌​ ‌‌‌‍​‌‌‍‌​​‍‌‌​ ​‍​ ​‍​‍‌‌​ ‌‌‌​‌​​‍ ‍‌ ‌​‌‍‌‌‌ ‍​‌ ‌​​ ‌‍​‍‌‍​‌‌ ​ ‌‍‌‌‌‌‌‌‌ ​‍‌‍ ​​ ‌‌‍‍​‌ ‌​‌ ‌​‌ ​​​‍‌‌​ ​ ‌​​‌​‍‌‌​ ​‍‌​‌‍​‍‌‌​ ​‍‌​‌‍‌‍ ​‌‍ ‌‍​ ‌‍​‌‌‍ ​‌‍‍​‌‍ ‌ ​ ‌ ‌​​‍‌‌​ ​ ‌​​‌​ ​ ​ ​ ​ ​ ​ ​ ​‍‌‍‌‍‍‌‌‍‌​​ ‌​ ‍​​ ‍​‌‍​ ​ ‍‌​ ‍‌​ ​​‌‍​ ​ ‍‌​‍ ‌​ ‌‍​ ‍​‌‍‌‍​ ‌ ​‍ ‌​ ‌​​ ‌‌‌‍​‍​ ‌‍​‍ ‌‌‍​‍‌‍​‌‌‍​‍​ ‌‍​‍ ‌​ ​‍​ ​‍‌‍‌​​ ‌‌​ ​ ‌‍‌‌‌‍​ ‌‍‌‌‌‍​ ​ ‌​​ ​​​ ‌​​‍‌‍‌ ‌​‌ ‍‌‌ ​​‌‍‌‌​ ‌‌‍ ‍‌‍‌‌‌ ‌ ‌ ​ ​‍‌‍‌ ​​‌‍​‌‌ ‌​‌‍‍​​ ‌‌‍​ ‌‍ ‌‍ ‍‌ ‌​‌‍‌‌‌‍ ‍‌ ‌​​‍‌‌​ ‌‌‌​​‍‌‌ ‌‍‍ ‌‍‌‌‌ ‍‌​‍‌‌​ ​ ‌​‌​​‍‌‌​ ​ ‌​‌​​‍‌‌​ ​‍​ ​‍​ ‌ ​ ‌​​ ​‍​ ‌​​ ​‌​ ​​‌‍​‍​ ​‌​ ‌ ‌‍‌‍​ ‌ ​ ‌ ​‍‌‌​ ​‍​ ​‍​‍‌‌​ ‌‌‌​‌​​‍ ‍‌‍​ ‌‍‍​‌‍‍‌‌‍ ​‌‍‌​‌ ​‍‌‍‌‌‌‍ ‍​‍‌‌​ ‌‌‌​​‍‌‌ ‌‍‍ ‌‍‌‌‌ ‍‌​‍‌‌​ ​ ‌​‌​​‍‌‌​ ​ ‌​‌​​‍‌‌​ ​‍​ ​‍‌‍‌​​ ​​​ ‍‌‌‍‌‌‌‍‌​‌‍‌‌‌‍​‌‌‍​‌‌‍‌‌​ ‌‌‌‍​‌‌‍‌​​‍‌‌​ ​‍​ ​‍​‍‌‌​ ‌‌‌​‌​​‍ ‍‌ ‌​‌‍‌‌‌ ‍​‌ ‌​​‍‌‍‌ ​​‌‍‌‌‌ ​‍‌ ​ ‌ ​​‌‍‌‌‌‍​ ‌ ‌​‌‍‍‌‌ ‌‍‌‍‌‌​ ‌‌ ​​‌ ‌‌‌‍​‍‌‍ ​‌‍‍‌‌ ​ ‌‍‍​‌‍‌‌‌‍‌​​‍​‍‌ ‌
The ​​​​‌ ‍ ​‍​‍‌‍ ‌ ​‍‌‍‍‌‌‍‌ ‌‍‍‌‌‍ ‍​‍​‍​ ‍‍​‍​‍‌ ​ ‌‍​‌‌‍ ‍‌‍‍‌‌ ‌​‌ ‍‌​‍ ‍‌‍‍‌‌‍ ​‍​‍​‍ ​​‍​‍‌‍‍​‌ ​‍‌‍‌‌‌‍‌‍​‍​‍​ ‍‍​‍​‍‌‍‍​‌ ‌​‌ ‌​‌ ​​​ ‍‍​‍ ​‍ ‌‍ ​‌‍ ‌‍​ ‌‍​‌‌‍ ​‌‍‍​‌‍ ‌ ​ ‌ ‌​​ ‍‍​ ​ ​ ​ ​ ​ ​ ​ ​‍ ‌‍‍‌‌‍ ‍‌ ‌​‌‍‌‌‌‍ ‍‌ ‌​​‍ ‌‍‌‌‌‍‌​‌‍‍‌‌ ‌​​‍ ‌‍ ‌‌‍ ‌‍‌​‌‍‌‌​ ‌‌ ​​‌ ​‍‌‍‌‌‌ ​ ‌‍‌‌‌‍ ‍‌ ‌​‌‍​‌‌ ‌​‌‍‍‌‌‍ ‌‍ ‍​ ‍ ‌‍‍‌‌‍‌​​ ‌​ ‍​​ ‍​‌‍​ ​ ‍‌​ ‍‌​ ​​‌‍​ ​ ‍‌​‍ ‌​ ‌‍​ ‍​‌‍‌‍​ ‌ ​‍ ‌​ ‌​​ ‌‌‌‍​‍​ ‌‍​‍ ‌‌‍​‍‌‍​‌‌‍​‍​ ‌‍​‍ ‌​ ​‍​ ​‍‌‍‌​​ ‌‌​ ​ ‌‍‌‌‌‍​ ‌‍‌‌‌‍​ ​ ‌​​ ​​​ ‌​​ ‍ ‌ ‌​‌ ‍‌‌ ​​‌‍‌‌​ ‌‌‍ ‍‌‍‌‌‌ ‌ ‌ ​ ​ ‍ ‌ ​​‌‍​‌‌ ‌​‌‍‍​​ ‌‌‍​ ‌‍ ‌‍ ‍‌ ‌​‌‍‌‌‌‍ ‍‌ ‌​​‍‌‌​ ‌‌‌​​‍‌‌ ‌‍‍ ‌‍‌‌‌ ‍‌​‍‌‌​ ​ ‌​‌​​‍‌‌​ ​ ‌​‌​​‍‌‌​ ​‍​ ​‍​ ‌‍​ ‌ ​ ‍​​ ‌​​ ​‌​ ‌‌‌‍‌‌​ ‍‌​ ‌‍​ ​ ‌‍‌​​ ​‍​‍‌‌​ ​‍​ ​‍​‍‌‌​ ‌‌‌​‌​​‍ ‍‌‍​ ‌‍‍​‌‍‍‌‌‍ ​‌‍‌​‌ ​‍‌‍‌‌‌‍ ‍​‍‌‌​ ‌‌‌​​‍‌‌ ‌‍‍ ‌‍‌‌‌ ‍‌​‍‌‌​ ​ ‌​‌​​‍‌‌​ ​ ‌​‌​​‍‌‌​ ​‍​ ​‍‌‍‌‍​ ‍‌​ ‌‌‌‍‌‌​ ‌‌​ ​ ‌‍​‌​ ‍‌​ ​‌‌‍​‌​ ‍​‌‍​ ​‍‌‌​ ​‍​ ​‍​‍‌‌​ ‌‌‌​‌​​‍ ‍‌ ‌​‌‍‌‌‌ ‍​‌ ‌​​ ‌‍​‍‌‍​‌‌ ​ ‌‍‌‌‌‌‌‌‌ ​‍‌‍ ​​ ‌‌‍‍​‌ ‌​‌ ‌​‌ ​​​‍‌‌​ ​ ‌​​‌​‍‌‌​ ​‍‌​‌‍​‍‌‌​ ​‍‌​‌‍‌‍ ​‌‍ ‌‍​ ‌‍​‌‌‍ ​‌‍‍​‌‍ ‌ ​ ‌ ‌​​‍‌‌​ ​ ‌​​‌​ ​ ​ ​ ​ ​ ​ ​ ​‍‌‍‌‍‍‌‌‍‌​​ ‌​ ‍​​ ‍​‌‍​ ​ ‍‌​ ‍‌​ ​​‌‍​ ​ ‍‌​‍ ‌​ ‌‍​ ‍​‌‍‌‍​ ‌ ​‍ ‌​ ‌​​ ‌‌‌‍​‍​ ‌‍​‍ ‌‌‍​‍‌‍​‌‌‍​‍​ ‌‍​‍ ‌​ ​‍​ ​‍‌‍‌​​ ‌‌​ ​ ‌‍‌‌‌‍​ ‌‍‌‌‌‍​ ​ ‌​​ ​​​ ‌​​‍‌‍‌ ‌​‌ ‍‌‌ ​​‌‍‌‌​ ‌‌‍ ‍‌‍‌‌‌ ‌ ‌ ​ ​‍‌‍‌ ​​‌‍​‌‌ ‌​‌‍‍​​ ‌‌‍​ ‌‍ ‌‍ ‍‌ ‌​‌‍‌‌‌‍ ‍‌ ‌​​‍‌‌​ ‌‌‌​​‍‌‌ ‌‍‍ ‌‍‌‌‌ ‍‌​‍‌‌​ ​ ‌​‌​​‍‌‌​ ​ ‌​‌​​‍‌‌​ ​‍​ ​‍​ ‌‍​ ‌ ​ ‍​​ ‌​​ ​‌​ ‌‌‌‍‌‌​ ‍‌​ ‌‍​ ​ ‌‍‌​​ ​‍​‍‌‌​ ​‍​ ​‍​‍‌‌​ ‌‌‌​‌​​‍ ‍‌‍​ ‌‍‍​‌‍‍‌‌‍ ​‌‍‌​‌ ​‍‌‍‌‌‌‍ ‍​‍‌‌​ ‌‌‌​​‍‌‌ ‌‍‍ ‌‍‌‌‌ ‍‌​‍‌‌​ ​ ‌​‌​​‍‌‌​ ​ ‌​‌​​‍‌‌​ ​‍​ ​‍‌‍‌‍​ ‍‌​ ‌‌‌‍‌‌​ ‌‌​ ​ ‌‍​‌​ ‍‌​ ​‌‌‍​‌​ ‍​‌‍​ ​‍‌‌​ ​‍​ ​‍​‍‌‌​ ‌‌‌​‌​​‍ ‍‌ ‌​‌‍‌‌‌ ‍​‌ ‌​​‍‌‍‌ ​​‌‍‌‌‌ ​‍‌ ​ ‌ ​​‌‍‌‌‌‍​ ‌ ‌​‌‍‍‌‌ ‌‍‌‍‌‌​ ‌‌ ​​‌ ‌‌‌‍​‍‌‍ ​‌‍‍‌‌ ​ ‌‍‍​‌‍‌‌‌‍‌​​‍​‍‌ ‌ research​​​​‌ ‍ ​‍​‍‌‍ ‌ ​‍‌‍‍‌‌‍‌ ‌‍‍‌‌‍ ‍​‍​‍​ ‍‍​‍​‍‌ ​ ‌‍​‌‌‍ ‍‌‍‍‌‌ ‌​‌ ‍‌​‍ ‍‌‍‍‌‌‍ ​‍​‍​‍ ​​‍​‍‌‍‍​‌ ​‍‌‍‌‌‌‍‌‍​‍​‍​ ‍‍​‍​‍‌‍‍​‌ ‌​‌ ‌​‌ ​​​ ‍‍​‍ ​‍ ‌‍ ​‌‍ ‌‍​ ‌‍​‌‌‍ ​‌‍‍​‌‍ ‌ ​ ‌ ‌​​ ‍‍​ ​ ​ ​ ​ ​ ​ ​ ​‍ ‌‍‍‌‌‍ ‍‌ ‌​‌‍‌‌‌‍ ‍‌ ‌​​‍ ‌‍‌‌‌‍‌​‌‍‍‌‌ ‌​​‍ ‌‍ ‌‌‍ ‌‍‌​‌‍‌‌​ ‌‌ ​​‌ ​‍‌‍‌‌‌ ​ ‌‍‌‌‌‍ ‍‌ ‌​‌‍​‌‌ ‌​‌‍‍‌‌‍ ‌‍ ‍​ ‍ ‌‍‍‌‌‍‌​​ ‌​ ‍​​ ‍​‌‍​ ​ ‍‌​ ‍‌​ ​​‌‍​ ​ ‍‌​‍ ‌​ ‌‍​ ‍​‌‍‌‍​ ‌ ​‍ ‌​ ‌​​ ‌‌‌‍​‍​ ‌‍​‍ ‌‌‍​‍‌‍​‌‌‍​‍​ ‌‍​‍ ‌​ ​‍​ ​‍‌‍‌​​ ‌‌​ ​ ‌‍‌‌‌‍​ ‌‍‌‌‌‍​ ​ ‌​​ ​​​ ‌​​ ‍ ‌ ‌​‌ ‍‌‌ ​​‌‍‌‌​ ‌‌‍ ‍‌‍‌‌‌ ‌ ‌ ​ ​ ‍ ‌ ​​‌‍​‌‌ ‌​‌‍‍​​ ‌‌‍​ ‌‍ ‌‍ ‍‌ ‌​‌‍‌‌‌‍ ‍‌ ‌​​‍‌‌​ ‌‌‌​​‍‌‌ ‌‍‍ ‌‍‌‌‌ ‍‌​‍‌‌​ ​ ‌​‌​​‍‌‌​ ​ ‌​‌​​‍‌‌​ ​‍​ ​‍​ ‌‍​ ‌ ​ ‍​​ ‌​​ ​‌​ ‌‌‌‍‌‌​ ‍‌​ ‌‍​ ​ ‌‍‌​​ ​‍​‍‌‌​ ​‍​ ​‍​‍‌‌​ ‌‌‌​‌​​‍ ‍‌‍​ ‌‍‍​‌‍‍‌‌‍ ​‌‍‌​‌ ​‍‌‍‌‌‌‍ ‍​‍‌‌​ ‌‌‌​​‍‌‌ ‌‍‍ ‌‍‌‌‌ ‍‌​‍‌‌​ ​ ‌​‌​​‍‌‌​ ​ ‌​‌​​‍‌‌​ ​‍​ ​‍​ ​‍‌‍‌‍‌‍​ ​ ‍​​ ‍‌​ ​​​ ‌​​ ‌‍‌‍‌‌​ ‌‍​ ​‌​ ​​​‍‌‌​ ​‍​ ​‍​‍‌‌​ ‌‌‌​‌​​‍ ‍‌ ‌​‌‍‌‌‌ ‍​‌ ‌​​ ‌‍​‍‌‍​‌‌ ​ ‌‍‌‌‌‌‌‌‌ ​‍‌‍ ​​ ‌‌‍‍​‌ ‌​‌ ‌​‌ ​​​‍‌‌​ ​ ‌​​‌​‍‌‌​ ​‍‌​‌‍​‍‌‌​ ​‍‌​‌‍‌‍ ​‌‍ ‌‍​ ‌‍​‌‌‍ ​‌‍‍​‌‍ ‌ ​ ‌ ‌​​‍‌‌​ ​ ‌​​‌​ ​ ​ ​ ​ ​ ​ ​ ​‍‌‍‌‍‍‌‌‍‌​​ ‌​ ‍​​ ‍​‌‍​ ​ ‍‌​ ‍‌​ ​​‌‍​ ​ ‍‌​‍ ‌​ ‌‍​ ‍​‌‍‌‍​ ‌ ​‍ ‌​ ‌​​ ‌‌‌‍​‍​ ‌‍​‍ ‌‌‍​‍‌‍​‌‌‍​‍​ ‌‍​‍ ‌​ ​‍​ ​‍‌‍‌​​ ‌‌​ ​ ‌‍‌‌‌‍​ ‌‍‌‌‌‍​ ​ ‌​​ ​​​ ‌​​‍‌‍‌ ‌​‌ ‍‌‌ ​​‌‍‌‌​ ‌‌‍ ‍‌‍‌‌‌ ‌ ‌ ​ ​‍‌‍‌ ​​‌‍​‌‌ ‌​‌‍‍​​ ‌‌‍​ ‌‍ ‌‍ ‍‌ ‌​‌‍‌‌‌‍ ‍‌ ‌​​‍‌‌​ ‌‌‌​​‍‌‌ ‌‍‍ ‌‍‌‌‌ ‍‌​‍‌‌​ ​ ‌​‌​​‍‌‌​ ​ ‌​‌​​‍‌‌​ ​‍​ ​‍​ ‌‍​ ‌ ​ ‍​​ ‌​​ ​‌​ ‌‌‌‍‌‌​ ‍‌​ ‌‍​ ​ ‌‍‌​​ ​‍​‍‌‌​ ​‍​ ​‍​‍‌‌​ ‌‌‌​‌​​‍ ‍‌‍​ ‌‍‍​‌‍‍‌‌‍ ​‌‍‌​‌ ​‍‌‍‌‌‌‍ ‍​‍‌‌​ ‌‌‌​​‍‌‌ ‌‍‍ ‌‍‌‌‌ ‍‌​‍‌‌​ ​ ‌​‌​​‍‌‌​ ​ ‌​‌​​‍‌‌​ ​‍​ ​‍​ ​‍‌‍‌‍‌‍​ ​ ‍​​ ‍‌​ ​​​ ‌​​ ‌‍‌‍‌‌​ ‌‍​ ​‌​ ​​​‍‌‌​ ​‍​ ​‍​‍‌‌​ ‌‌‌​‌​​‍ ‍‌ ‌​‌‍‌‌‌ ‍​‌ ‌​​‍‌‍‌ ​​‌‍‌‌‌ ​‍‌ ​ ‌ ​​‌‍‌‌‌‍​ ‌ ‌​‌‍‍‌‌ ‌‍‌‍‌‌​ ‌‌ ​​‌ ‌‌‌‍​‍‌‍ ​‌‍‍‌‌ ​ ‌‍‍​‌‍‌‌‌‍‌​​‍​‍‌ ‌ reveals that reforms that burden households face scepticism, while those that ask large polluters and exporters to contribute more are viewed very favourably. Within that frame, mechanisms such as
pricing pollution alongside support for households and securing a fairer return from gas exports become politically viable. They appeal because they are simple, economy-wide and low-cost to administer, rather
than complex regulatory overlays.​​​​‌ ‍ ​‍​‍‌‍ ‌ ​‍‌‍‍‌‌‍‌ ‌‍‍‌‌‍ ‍​‍​‍​ ‍‍​‍​‍‌ ​ ‌‍​‌‌‍ ‍‌‍‍‌‌ ‌​‌ ‍‌​‍ ‍‌‍‍‌‌‍ ​‍​‍​‍ ​​‍​‍‌‍‍​‌ ​‍‌‍‌‌‌‍‌‍​‍​‍​ ‍‍​‍​‍‌‍‍​‌ ‌​‌ ‌​‌ ​​​ ‍‍​‍ ​‍ ‌‍ ​‌‍ ‌‍​ ‌‍​‌‌‍ ​‌‍‍​‌‍ ‌ ​ ‌ ‌​​ ‍‍​ ​ ​ ​ ​ ​ ​ ​ ​‍ ‌‍‍‌‌‍ ‍‌ ‌​‌‍‌‌‌‍ ‍‌ ‌​​‍ ‌‍‌‌‌‍‌​‌‍‍‌‌ ‌​​‍ ‌‍ ‌‌‍ ‌‍‌​‌‍‌‌​ ‌‌ ​​‌ ​‍‌‍‌‌‌ ​ ‌‍‌‌‌‍ ‍‌ ‌​‌‍​‌‌ ‌​‌‍‍‌‌‍ ‌‍ ‍​ ‍ ‌‍‍‌‌‍‌​​ ‌​ ‍​​ ‍​‌‍​ ​ ‍‌​ ‍‌​ ​​‌‍​ ​ ‍‌​‍ ‌​ ‌‍​ ‍​‌‍‌‍​ ‌ ​‍ ‌​ ‌​​ ‌‌‌‍​‍​ ‌‍​‍ ‌‌‍​‍‌‍​‌‌‍​‍​ ‌‍​‍ ‌​ ​‍​ ​‍‌‍‌​​ ‌‌​ ​ ‌‍‌‌‌‍​ ‌‍‌‌‌‍​ ​ ‌​​ ​​​ ‌​​ ‍ ‌ ‌​‌ ‍‌‌ ​​‌‍‌‌​ ‌‌‍ ‍‌‍‌‌‌ ‌ ‌ ​ ​ ‍ ‌ ​​‌‍​‌‌ ‌​‌‍‍​​ ‌‌‍​ ‌‍ ‌‍ ‍‌ ‌​‌‍‌‌‌‍ ‍‌ ‌​​‍‌‌​ ‌‌‌​​‍‌‌ ‌‍‍ ‌‍‌‌‌ ‍‌​‍‌‌​ ​ ‌​‌​​‍‌‌​ ​ ‌​‌​​‍‌‌​ ​‍​ ​‍​ ‌‍​ ‌ ​ ‍​​ ‌​​ ​‌​ ‌‌‌‍‌‌​ ‍‌​ ‌‍​ ​ ‌‍‌​​ ​‍​‍‌‌​ ​‍​ ​‍​‍‌‌​ ‌‌‌​‌​​‍ ‍‌‍​ ‌‍‍​‌‍‍‌‌‍ ​‌‍‌​‌ ​‍‌‍‌‌‌‍ ‍​‍‌‌​ ‌‌‌​​‍‌‌ ‌‍‍ ‌‍‌‌‌ ‍‌​‍‌‌​ ​ ‌​‌​​‍‌‌​ ​ ‌​‌​​‍‌‌​ ​‍​ ​‍​ ‌ ​ ​‌​ ‍​​ ‍‌‌‍‌​​ ‍​‌‍‌‍​ ​ ​ ​‍​ ​‍​ ​ ​ ​‍​‍‌‌​ ​‍​ ​‍​‍‌‌​ ‌‌‌​‌​​‍ ‍‌ ‌​‌‍‌‌‌ ‍​‌ ‌​​ ‌‍​‍‌‍​‌‌ ​ ‌‍‌‌‌‌‌‌‌ ​‍‌‍ ​​ ‌‌‍‍​‌ ‌​‌ ‌​‌ ​​​‍‌‌​ ​ ‌​​‌​‍‌‌​ ​‍‌​‌‍​‍‌‌​ ​‍‌​‌‍‌‍ ​‌‍ ‌‍​ ‌‍​‌‌‍ ​‌‍‍​‌‍ ‌ ​ ‌ ‌​​‍‌‌​ ​ ‌​​‌​ ​ ​ ​ ​ ​ ​ ​ ​‍‌‍‌‍‍‌‌‍‌​​ ‌​ ‍​​ ‍​‌‍​ ​ ‍‌​ ‍‌​ ​​‌‍​ ​ ‍‌​‍ ‌​ ‌‍​ ‍​‌‍‌‍​ ‌ ​‍ ‌​ ‌​​ ‌‌‌‍​‍​ ‌‍​‍ ‌‌‍​‍‌‍​‌‌‍​‍​ ‌‍​‍ ‌​ ​‍​ ​‍‌‍‌​​ ‌‌​ ​ ‌‍‌‌‌‍​ ‌‍‌‌‌‍​ ​ ‌​​ ​​​ ‌​​‍‌‍‌ ‌​‌ ‍‌‌ ​​‌‍‌‌​ ‌‌‍ ‍‌‍‌‌‌ ‌ ‌ ​ ​‍‌‍‌ ​​‌‍​‌‌ ‌​‌‍‍​​ ‌‌‍​ ‌‍ ‌‍ ‍‌ ‌​‌‍‌‌‌‍ ‍‌ ‌​​‍‌‌​ ‌‌‌​​‍‌‌ ‌‍‍ ‌‍‌‌‌ ‍‌​‍‌‌​ ​ ‌​‌​​‍‌‌​ ​ ‌​‌​​‍‌‌​ ​‍​ ​‍​ ‌‍​ ‌ ​ ‍​​ ‌​​ ​‌​ ‌‌‌‍‌‌​ ‍‌​ ‌‍​ ​ ‌‍‌​​ ​‍​‍‌‌​ ​‍​ ​‍​‍‌‌​ ‌‌‌​‌​​‍ ‍‌‍​ ‌‍‍​‌‍‍‌‌‍ ​‌‍‌​‌ ​‍‌‍‌‌‌‍ ‍​‍‌‌​ ‌‌‌​​‍‌‌ ‌‍‍ ‌‍‌‌‌ ‍‌​‍‌‌​ ​ ‌​‌​​‍‌‌​ ​ ‌​‌​​‍‌‌​ ​‍​ ​‍​ ‌ ​ ​‌​ ‍​​ ‍‌‌‍‌​​ ‍​‌‍‌‍​ ​ ​ ​‍​ ​‍​ ​ ​ ​‍​‍‌‌​ ​‍​ ​‍​‍‌‌​ ‌‌‌​‌​​‍ ‍‌ ‌​‌‍‌‌‌ ‍​‌ ‌​​‍‌‍‌ ​​‌‍‌‌‌ ​‍‌ ​ ‌ ​​‌‍‌‌‌‍​ ‌ ‌​‌‍‍‌‌ ‌‍‌‍‌‌​ ‌‌ ​​‌ ‌‌‌‍​‍‌‍ ​‌‍‍‌‌ ​ ‌‍‍​‌‍‌‌‌‍‌​​‍​‍‌ ‌
To win back trust, climate policy must be framed as an economic dividend.​​​​‌ ‍ ​‍​‍‌‍ ‌ ​‍‌‍‍‌‌‍‌ ‌‍‍‌‌‍ ‍​‍​‍​ ‍‍​‍​‍‌ ​ ‌‍​‌‌‍ ‍‌‍‍‌‌ ‌​‌ ‍‌​‍ ‍‌‍‍‌‌‍ ​‍​‍​‍ ​​‍​‍‌‍‍​‌ ​‍‌‍‌‌‌‍‌‍​‍​‍​ ‍‍​‍​‍‌‍‍​‌ ‌​‌ ‌​‌ ​​​ ‍‍​‍ ​‍ ‌‍ ​‌‍ ‌‍​ ‌‍​‌‌‍ ​‌‍‍​‌‍ ‌ ​ ‌ ‌​​ ‍‍​ ​ ​ ​ ​ ​ ​ ​ ​‍ ‌‍‍‌‌‍ ‍‌ ‌​‌‍‌‌‌‍ ‍‌ ‌​​‍ ‌‍‌‌‌‍‌​‌‍‍‌‌ ‌​​‍ ‌‍ ‌‌‍ ‌‍‌​‌‍‌‌​ ‌‌ ​​‌ ​‍‌‍‌‌‌ ​ ‌‍‌‌‌‍ ‍‌ ‌​‌‍​‌‌ ‌​‌‍‍‌‌‍ ‌‍ ‍​ ‍ ‌‍‍‌‌‍‌​​ ‌​ ‍​​ ‍​‌‍​ ​ ‍‌​ ‍‌​ ​​‌‍​ ​ ‍‌​‍ ‌​ ‌‍​ ‍​‌‍‌‍​ ‌ ​‍ ‌​ ‌​​ ‌‌‌‍​‍​ ‌‍​‍ ‌‌‍​‍‌‍​‌‌‍​‍​ ‌‍​‍ ‌​ ​‍​ ​‍‌‍‌​​ ‌‌​ ​ ‌‍‌‌‌‍​ ‌‍‌‌‌‍​ ​ ‌​​ ​​​ ‌​​ ‍ ‌ ‌​‌ ‍‌‌ ​​‌‍‌‌​ ‌‌‍ ‍‌‍‌‌‌ ‌ ‌ ​ ​ ‍ ‌ ​​‌‍​‌‌ ‌​‌‍‍​​ ‌‌‍​ ‌‍ ‌‍ ‍‌ ‌​‌‍‌‌‌‍ ‍‌ ‌​​‍‌‌​ ‌‌‌​​‍‌‌ ‌‍‍ ‌‍‌‌‌ ‍‌​‍‌‌​ ​ ‌​‌​​‍‌‌​ ​ ‌​‌​​‍‌‌​ ​‍​ ​‍​ ‌‌‌‍​‌‌‍​‌​ ‌‌​ ‌​​ ​​‌‍‌‍‌‍​ ‌‍‌‍‌‍​‌‌‍​ ‌‍​ ​‍‌‌​ ​‍​ ​‍​‍‌‌​ ‌‌‌​‌​​‍ ‍‌‍​ ‌‍‍​‌‍‍‌‌‍ ​‌‍‌​‌ ​‍‌‍‌‌‌‍ ‍​‍‌‌​ ‌‌‌​​‍‌‌ ‌‍‍ ‌‍‌‌‌ ‍‌​‍‌‌​ ​ ‌​‌​​‍‌‌​ ​ ‌​‌​​‍‌‌​ ​‍​ ​‍​ ‍‌‌‍​ ​ ‌‍​ ​ ‌‍‌​​ ‍‌‌‍‌‌‌‍​‌‌‍​‍‌‍​ ​ ‌ ‌‍​‌​‍‌‌​ ​‍​ ​‍​‍‌‌​ ‌‌‌​‌​​‍ ‍‌ ‌​‌‍‌‌‌ ‍​‌ ‌​​ ‌‍​‍‌‍​‌‌ ​ ‌‍‌‌‌‌‌‌‌ ​‍‌‍ ​​ ‌‌‍‍​‌ ‌​‌ ‌​‌ ​​​‍‌‌​ ​ ‌​​‌​‍‌‌​ ​‍‌​‌‍​‍‌‌​ ​‍‌​‌‍‌‍ ​‌‍ ‌‍​ ‌‍​‌‌‍ ​‌‍‍​‌‍ ‌ ​ ‌ ‌​​‍‌‌​ ​ ‌​​‌​ ​ ​ ​ ​ ​ ​ ​ ​‍‌‍‌‍‍‌‌‍‌​​ ‌​ ‍​​ ‍​‌‍​ ​ ‍‌​ ‍‌​ ​​‌‍​ ​ ‍‌​‍ ‌​ ‌‍​ ‍​‌‍‌‍​ ‌ ​‍ ‌​ ‌​​ ‌‌‌‍​‍​ ‌‍​‍ ‌‌‍​‍‌‍​‌‌‍​‍​ ‌‍​‍ ‌​ ​‍​ ​‍‌‍‌​​ ‌‌​ ​ ‌‍‌‌‌‍​ ‌‍‌‌‌‍​ ​ ‌​​ ​​​ ‌​​‍‌‍‌ ‌​‌ ‍‌‌ ​​‌‍‌‌​ ‌‌‍ ‍‌‍‌‌‌ ‌ ‌ ​ ​‍‌‍‌ ​​‌‍​‌‌ ‌​‌‍‍​​ ‌‌‍​ ‌‍ ‌‍ ‍‌ ‌​‌‍‌‌‌‍ ‍‌ ‌​​‍‌‌​ ‌‌‌​​‍‌‌ ‌‍‍ ‌‍‌‌‌ ‍‌​‍‌‌​ ​ ‌​‌​​‍‌‌​ ​ ‌​‌​​‍‌‌​ ​‍​ ​‍​ ‌‌‌‍​‌‌‍​‌​ ‌‌​ ‌​​ ​​‌‍‌‍‌‍​ ‌‍‌‍‌‍​‌‌‍​ ‌‍​ ​‍‌‌​ ​‍​ ​‍​‍‌‌​ ‌‌‌​‌​​‍ ‍‌‍​ ‌‍‍​‌‍‍‌‌‍ ​‌‍‌​‌ ​‍‌‍‌‌‌‍ ‍​‍‌‌​ ‌‌‌​​‍‌‌ ‌‍‍ ‌‍‌‌‌ ‍‌​‍‌‌​ ​ ‌​‌​​‍‌‌​ ​ ‌​‌​​‍‌‌​ ​‍​ ​‍​ ‍‌‌‍​ ​ ‌‍​ ​ ‌‍‌​​ ‍‌‌‍‌‌‌‍​‌‌‍​‍‌‍​ ​ ‌ ‌‍​‌​‍‌‌​ ​‍​ ​‍​‍‌‌​ ‌‌‌​‌​​‍ ‍‌ ‌​‌‍‌‌‌ ‍​‌ ‌​​‍‌‍‌ ​​‌‍‌‌‌ ​‍‌ ​ ‌ ​​‌‍‌‌‌‍​ ‌ ‌​‌‍‍‌‌ ‌‍‌‍‌‌​ ‌‌ ​​‌ ‌‌‌‍​‍‌‍ ​‌‍‍‌‌ ​ ‌‍‍​‌‍‌‌‌‍‌​​‍​‍‌ ‌
“This approach targets economic rents rather than productive activity, preserving investment incentives while ensuring Australians receive a fair return.”​​​​‌ ‍ ​‍​‍‌‍ ‌ ​‍‌‍‍‌‌‍‌ ‌‍‍‌‌‍ ‍​‍​‍​ ‍‍​‍​‍‌ ​ ‌‍​‌‌‍ ‍‌‍‍‌‌ ‌​‌ ‍‌​‍ ‍‌‍‍‌‌‍ ​‍​‍​‍ ​​‍​‍‌‍‍​‌ ​‍‌‍‌‌‌‍‌‍​‍​‍​ ‍‍​‍​‍‌‍‍​‌ ‌​‌ ‌​‌ ​​​ ‍‍​‍ ​‍ ‌‍ ​‌‍ ‌‍​ ‌‍​‌‌‍ ​‌‍‍​‌‍ ‌ ​ ‌ ‌​​ ‍‍​ ​ ​ ​ ​ ​ ​ ​ ​‍ ‌‍‍‌‌‍ ‍‌ ‌​‌‍‌‌‌‍ ‍‌ ‌​​‍ ‌‍‌‌‌‍‌​‌‍‍‌‌ ‌​​‍ ‌‍ ‌‌‍ ‌‍‌​‌‍‌‌​ ‌‌ ​​‌ ​‍‌‍‌‌‌ ​ ‌‍‌‌‌‍ ‍‌ ‌​‌‍​‌‌ ‌​‌‍‍‌‌‍ ‌‍ ‍​ ‍ ‌‍‍‌‌‍‌​​ ‌​ ‍​​ ‍​‌‍​ ​ ‍‌​ ‍‌​ ​​‌‍​ ​ ‍‌​‍ ‌​ ‌‍​ ‍​‌‍‌‍​ ‌ ​‍ ‌​ ‌​​ ‌‌‌‍​‍​ ‌‍​‍ ‌‌‍​‍‌‍​‌‌‍​‍​ ‌‍​‍ ‌​ ​‍​ ​‍‌‍‌​​ ‌‌​ ​ ‌‍‌‌‌‍​ ‌‍‌‌‌‍​ ​ ‌​​ ​​​ ‌​​ ‍ ‌ ‌​‌ ‍‌‌ ​​‌‍‌‌​ ‌‌‍ ‍‌‍‌‌‌ ‌ ‌ ​ ​ ‍ ‌ ​​‌‍​‌‌ ‌​‌‍‍​​ ‌‌‍​ ‌‍ ‌‍ ‍‌ ‌​‌‍‌‌‌‍ ‍‌ ‌​​‍‌‌​ ‌‌‌​​‍‌‌ ‌‍‍ ‌‍‌‌‌ ‍‌​‍‌‌​ ​ ‌​‌​​‍‌‌​ ​ ‌​‌​​‍‌‌​ ​‍​ ​‍‌‍‌‍​ ‌​‌‍​‍‌‍​ ​ ​ ​ ‌‌​ ‌‌‌‍‌​​ ‍‌​ ‌‌​ ‌‍‌‍​‌​‍‌‌​ ​‍​ ​‍​‍‌‌​ ‌‌‌​‌​​‍ ‍‌ ​‌‌ ‌‌‌‍ ‌ ‌​‌‍‌‌​‍‌‌​ ‌‌‌​​‍‌‌ ‌‍‍ ‌‍‌‌‌ ‍‌​‍‌‌​ ​ ‌​‌​​‍‌‌​ ​ ‌​‌​​‍‌‌​ ​‍​ ​‍​ ‌‌‌‍‌‌​ ​‌​ ‌‍​ ​ ​ ​‍​ ​ ​ ​ ‌‍‌​​ ‌ ‌‍​ ​ ‌‌​‍‌‌​ ​‍​ ​‍​‍‌‌​ ‌‌‌​‌​​‍ ‍‌‍​ ‌‍‍​‌‍‍‌‌‍ ​‌‍‌​‌ ​‍‌‍‌‌‌‍ ‍​‍‌‌​ ‌‌‌​​‍‌‌ ‌‍‍ ‌‍‌‌‌ ‍‌​‍‌‌​ ​ ‌​‌​​‍‌‌​ ​ ‌​‌​​‍‌‌​ ​‍​ ​‍‌‍‌​‌‍​‍​ ‌ ‌‍‌​‌‍‌​​ ‍‌‌‍​‌​ ‌​​ ‍‌‌‍​‍‌‍‌‌​ ‍‌​‍‌‌​ ​‍​ ​‍​‍‌‌​ ‌‌‌​‌​​‍ ‍‌ ‌​‌‍‌‌‌ ‍​‌ ‌​​ ‌‍​‍‌‍​‌‌ ​ ‌‍‌‌‌‌‌‌‌ ​‍‌‍ ​​ ‌‌‍‍​‌ ‌​‌ ‌​‌ ​​​‍‌‌​ ​ ‌​​‌​‍‌‌​ ​‍‌​‌‍​‍‌‌​ ​‍‌​‌‍‌‍ ​‌‍ ‌‍​ ‌‍​‌‌‍ ​‌‍‍​‌‍ ‌ ​ ‌ ‌​​‍‌‌​ ​ ‌​​‌​ ​ ​ ​ ​ ​ ​ ​ ​‍‌‍‌‍‍‌‌‍‌​​ ‌​ ‍​​ ‍​‌‍​ ​ ‍‌​ ‍‌​ ​​‌‍​ ​ ‍‌​‍ ‌​ ‌‍​ ‍​‌‍‌‍​ ‌ ​‍ ‌​ ‌​​ ‌‌‌‍​‍​ ‌‍​‍ ‌‌‍​‍‌‍​‌‌‍​‍​ ‌‍​‍ ‌​ ​‍​ ​‍‌‍‌​​ ‌‌​ ​ ‌‍‌‌‌‍​ ‌‍‌‌‌‍​ ​ ‌​​ ​​​ ‌​​‍‌‍‌ ‌​‌ ‍‌‌ ​​‌‍‌‌​ ‌‌‍ ‍‌‍‌‌‌ ‌ ‌ ​ ​‍‌‍‌ ​​‌‍​‌‌ ‌​‌‍‍​​ ‌‌‍​ ‌‍ ‌‍ ‍‌ ‌​‌‍‌‌‌‍ ‍‌ ‌​​‍‌‌​ ‌‌‌​​‍‌‌ ‌‍‍ ‌‍‌‌‌ ‍‌​‍‌‌​ ​ ‌​‌​​‍‌‌​ ​ ‌​‌​​‍‌‌​ ​‍​ ​‍‌‍‌‍​ ‌​‌‍​‍‌‍​ ​ ​ ​ ‌‌​ ‌‌‌‍‌​​ ‍‌​ ‌‌​ ‌‍‌‍​‌​‍‌‌​ ​‍​ ​‍​‍‌‌​ ‌‌‌​‌​​‍ ‍‌ ​‌‌ ‌‌‌‍ ‌ ‌​‌‍‌‌​‍‌‌​ ‌‌‌​​‍‌‌ ‌‍‍ ‌‍‌‌‌ ‍‌​‍‌‌​ ​ ‌​‌​​‍‌‌​ ​ ‌​‌​​‍‌‌​ ​‍​ ​‍​ ‌‌‌‍‌‌​ ​‌​ ‌‍​ ​ ​ ​‍​ ​ ​ ​ ‌‍‌​​ ‌ ‌‍​ ​ ‌‌​‍‌‌​ ​‍​ ​‍​‍‌‌​ ‌‌‌​‌​​‍ ‍‌‍​ ‌‍‍​‌‍‍‌‌‍ ​‌‍‌​‌ ​‍‌‍‌‌‌‍ ‍​‍‌‌​ ‌‌‌​​‍‌‌ ‌‍‍ ‌‍‌‌‌ ‍‌​‍‌‌​ ​ ‌​‌​​‍‌‌​ ​ ‌​‌​​‍‌‌​ ​‍​ ​‍‌‍‌​‌‍​‍​ ‌ ‌‍‌​‌‍‌​​ ‍‌‌‍​‌​ ‌​​ ‍‌‌‍​‍‌‍‌‌​ ‍‌​‍‌‌​ ​‍​ ​‍​‍‌‌​ ‌‌‌​‌​​‍ ‍‌ ‌​‌‍‌‌‌ ‍​‌ ‌​​‍‌‍‌ ​​‌‍‌‌‌ ​‍‌ ​ ‌ ​​‌‍‌‌‌‍​ ‌ ‌​‌‍‍‌‌ ‌‍‌‍‌‌​ ‌‌ ​​‌ ‌‌‌‍​‍‌‍ ​‌‍‍‌‌ ​ ‌‍‍​‌‍‌‌‌‍‌​​‍​‍‌ ‌
Australians are not blind to international comparisons. They know that Australia’s resources are undertaxed, and that the citizens of comparable fossil-fuel-rich countries such as Norway benefit greatly from their
resource wealth. Norway taxes its oil and gas industry at 78 per cent and has a trillion-dollar sovereign wealth fund; Australia taxes the same companies at a fraction of that.​​​​‌ ‍ ​‍​‍‌‍ ‌ ​‍‌‍‍‌‌‍‌ ‌‍‍‌‌‍ ‍​‍​‍​ ‍‍​‍​‍‌ ​ ‌‍​‌‌‍ ‍‌‍‍‌‌ ‌​‌ ‍‌​‍ ‍‌‍‍‌‌‍ ​‍​‍​‍ ​​‍​‍‌‍‍​‌ ​‍‌‍‌‌‌‍‌‍​‍​‍​ ‍‍​‍​‍‌‍‍​‌ ‌​‌ ‌​‌ ​​​ ‍‍​‍ ​‍ ‌‍ ​‌‍ ‌‍​ ‌‍​‌‌‍ ​‌‍‍​‌‍ ‌ ​ ‌ ‌​​ ‍‍​ ​ ​ ​ ​ ​ ​ ​ ​‍ ‌‍‍‌‌‍ ‍‌ ‌​‌‍‌‌‌‍ ‍‌ ‌​​‍ ‌‍‌‌‌‍‌​‌‍‍‌‌ ‌​​‍ ‌‍ ‌‌‍ ‌‍‌​‌‍‌‌​ ‌‌ ​​‌ ​‍‌‍‌‌‌ ​ ‌‍‌‌‌‍ ‍‌ ‌​‌‍​‌‌ ‌​‌‍‍‌‌‍ ‌‍ ‍​ ‍ ‌‍‍‌‌‍‌​​ ‌​ ‍​​ ‍​‌‍​ ​ ‍‌​ ‍‌​ ​​‌‍​ ​ ‍‌​‍ ‌​ ‌‍​ ‍​‌‍‌‍​ ‌ ​‍ ‌​ ‌​​ ‌‌‌‍​‍​ ‌‍​‍ ‌‌‍​‍‌‍​‌‌‍​‍​ ‌‍​‍ ‌​ ​‍​ ​‍‌‍‌​​ ‌‌​ ​ ‌‍‌‌‌‍​ ‌‍‌‌‌‍​ ​ ‌​​ ​​​ ‌​​ ‍ ‌ ‌​‌ ‍‌‌ ​​‌‍‌‌​ ‌‌‍ ‍‌‍‌‌‌ ‌ ‌ ​ ​ ‍ ‌ ​​‌‍​‌‌ ‌​‌‍‍​​ ‌‌‍​ ‌‍ ‌‍ ‍‌ ‌​‌‍‌‌‌‍ ‍‌ ‌​​‍‌‌​ ‌‌‌​​‍‌‌ ‌‍‍ ‌‍‌‌‌ ‍‌​‍‌‌​ ​ ‌​‌​​‍‌‌​ ​ ‌​‌​​‍‌‌​ ​‍​ ​‍​ ‍‌‌‍​‍‌‍​‌​ ​‌‌‍​‌​ ​‍‌‍‌‍‌‍‌‌​ ‌‍‌‍​ ‌‍​‌‌‍​‌​‍‌‌​ ​‍​ ​‍​‍‌‌​ ‌‌‌​‌​​‍ ‍‌‍​ ‌‍‍​‌‍‍‌‌‍ ​‌‍‌​‌ ​‍‌‍‌‌‌‍ ‍​‍‌‌​ ‌‌‌​​‍‌‌ ‌‍‍ ‌‍‌‌‌ ‍‌​‍‌‌​ ​ ‌​‌​​‍‌‌​ ​ ‌​‌​​‍‌‌​ ​‍​ ​‍‌‍​ ‌‍​‌​ ​ ‌‍‌‍​ ​​​ ​‍​ ‍​‌‍‌‌​ ‌ ‌‍​‌​ ‍​​ ​​​‍‌‌​ ​‍​ ​‍​‍‌‌​ ‌‌‌​‌​​‍ ‍‌ ‌​‌‍‌‌‌ ‍​‌ ‌​​ ‌‍​‍‌‍​‌‌ ​ ‌‍‌‌‌‌‌‌‌ ​‍‌‍ ​​ ‌‌‍‍​‌ ‌​‌ ‌​‌ ​​​‍‌‌​ ​ ‌​​‌​‍‌‌​ ​‍‌​‌‍​‍‌‌​ ​‍‌​‌‍‌‍ ​‌‍ ‌‍​ ‌‍​‌‌‍ ​‌‍‍​‌‍ ‌ ​ ‌ ‌​​‍‌‌​ ​ ‌​​‌​ ​ ​ ​ ​ ​ ​ ​ ​‍‌‍‌‍‍‌‌‍‌​​ ‌​ ‍​​ ‍​‌‍​ ​ ‍‌​ ‍‌​ ​​‌‍​ ​ ‍‌​‍ ‌​ ‌‍​ ‍​‌‍‌‍​ ‌ ​‍ ‌​ ‌​​ ‌‌‌‍​‍​ ‌‍​‍ ‌‌‍​‍‌‍​‌‌‍​‍​ ‌‍​‍ ‌​ ​‍​ ​‍‌‍‌​​ ‌‌​ ​ ‌‍‌‌‌‍​ ‌‍‌‌‌‍​ ​ ‌​​ ​​​ ‌​​‍‌‍‌ ‌​‌ ‍‌‌ ​​‌‍‌‌​ ‌‌‍ ‍‌‍‌‌‌ ‌ ‌ ​ ​‍‌‍‌ ​​‌‍​‌‌ ‌​‌‍‍​​ ‌‌‍​ ‌‍ ‌‍ ‍‌ ‌​‌‍‌‌‌‍ ‍‌ ‌​​‍‌‌​ ‌‌‌​​‍‌‌ ‌‍‍ ‌‍‌‌‌ ‍‌​‍‌‌​ ​ ‌​‌​​‍‌‌​ ​ ‌​‌​​‍‌‌​ ​‍​ ​‍​ ‍‌‌‍​‍‌‍​‌​ ​‌‌‍​‌​ ​‍‌‍‌‍‌‍‌‌​ ‌‍‌‍​ ‌‍​‌‌‍​‌​‍‌‌​ ​‍​ ​‍​‍‌‌​ ‌‌‌​‌​​‍ ‍‌‍​ ‌‍‍​‌‍‍‌‌‍ ​‌‍‌​‌ ​‍‌‍‌‌‌‍ ‍​‍‌‌​ ‌‌‌​​‍‌‌ ‌‍‍ ‌‍‌‌‌ ‍‌​‍‌‌​ ​ ‌​‌​​‍‌‌​ ​ ‌​‌​​‍‌‌​ ​‍​ ​‍‌‍​ ‌‍​‌​ ​ ‌‍‌‍​ ​​​ ​‍​ ‍​‌‍‌‌​ ‌ ‌‍​‌​ ‍​​ ​​​‍‌‌​ ​‍​ ​‍​‍‌‌​ ‌‌‌​‌​​‍ ‍‌ ‌​‌‍‌‌‌ ‍​‌ ‌​​‍‌‍‌ ​​‌‍‌‌‌ ​‍‌ ​ ‌ ​​‌‍‌‌‌‍​ ‌ ‌​‌‍‍‌‌ ‌‍‌‍‌‌​ ‌‌ ​​‌ ‌‌‌‍​‍‌‍ ​‌‍‍‌‌ ​ ‌‍‍​‌‍‌‌‌‍‌​​‍​‍‌ ‌
Against this backdrop, the Superpower Institute’s twin proposals offer a simple, credible response.​​​​‌ ‍ ​‍​‍‌‍ ‌ ​‍‌‍‍‌‌‍‌ ‌‍‍‌‌‍ ‍​‍​‍​ ‍‍​‍​‍‌ ​ ‌‍​‌‌‍ ‍‌‍‍‌‌ ‌​‌ ‍‌​‍ ‍‌‍‍‌‌‍ ​‍​‍​‍ ​​‍​‍‌‍‍​‌ ​‍‌‍‌‌‌‍‌‍​‍​‍​ ‍‍​‍​‍‌‍‍​‌ ‌​‌ ‌​‌ ​​​ ‍‍​‍ ​‍ ‌‍ ​‌‍ ‌‍​ ‌‍​‌‌‍ ​‌‍‍​‌‍ ‌ ​ ‌ ‌​​ ‍‍​ ​ ​ ​ ​ ​ ​ ​ ​‍ ‌‍‍‌‌‍ ‍‌ ‌​‌‍‌‌‌‍ ‍‌ ‌​​‍ ‌‍‌‌‌‍‌​‌‍‍‌‌ ‌​​‍ ‌‍ ‌‌‍ ‌‍‌​‌‍‌‌​ ‌‌ ​​‌ ​‍‌‍‌‌‌ ​ ‌‍‌‌‌‍ ‍‌ ‌​‌‍​‌‌ ‌​‌‍‍‌‌‍ ‌‍ ‍​ ‍ ‌‍‍‌‌‍‌​​ ‌​ ‍​​ ‍​‌‍​ ​ ‍‌​ ‍‌​ ​​‌‍​ ​ ‍‌​‍ ‌​ ‌‍​ ‍​‌‍‌‍​ ‌ ​‍ ‌​ ‌​​ ‌‌‌‍​‍​ ‌‍​‍ ‌‌‍​‍‌‍​‌‌‍​‍​ ‌‍​‍ ‌​ ​‍​ ​‍‌‍‌​​ ‌‌​ ​ ‌‍‌‌‌‍​ ‌‍‌‌‌‍​ ​ ‌​​ ​​​ ‌​​ ‍ ‌ ‌​‌ ‍‌‌ ​​‌‍‌‌​ ‌‌‍ ‍‌‍‌‌‌ ‌ ‌ ​ ​ ‍ ‌ ​​‌‍​‌‌ ‌​‌‍‍​​ ‌‌‍​ ‌‍ ‌‍ ‍‌ ‌​‌‍‌‌‌‍ ‍‌ ‌​​‍‌‌​ ‌‌‌​​‍‌‌ ‌‍‍ ‌‍‌‌‌ ‍‌​‍‌‌​ ​ ‌​‌​​‍‌‌​ ​ ‌​‌​​‍‌‌​ ​‍​ ​‍‌‍​‍‌‍​‌​ ​‍‌‍​ ​ ​​‌‍‌‌​ ‌ ​ ‍‌‌‍​‍​ ​‌‌‍‌​‌‍‌​​‍‌‌​ ​‍​ ​‍​‍‌‌​ ‌‌‌​‌​​‍ ‍‌‍​ ‌‍‍​‌‍‍‌‌‍ ​‌‍‌​‌ ​‍‌‍‌‌‌‍ ‍​‍‌‌​ ‌‌‌​​‍‌‌ ‌‍‍ ‌‍‌‌‌ ‍‌​‍‌‌​ ​ ‌​‌​​‍‌‌​ ​ ‌​‌​​‍‌‌​ ​‍​ ​‍​ ‌ ​ ‌ ​ ‌‍‌‍‌‌​ ‌​​ ​‌‌‍​ ​ ​‍​ ‌ ​ ‌‌‌‍​‍​ ‍‌​‍‌‌​ ​‍​ ​‍​‍‌‌​ ‌‌‌​‌​​‍ ‍‌ ‌​‌‍‌‌‌ ‍​‌ ‌​​ ‌‍​‍‌‍​‌‌ ​ ‌‍‌‌‌‌‌‌‌ ​‍‌‍ ​​ ‌‌‍‍​‌ ‌​‌ ‌​‌ ​​​‍‌‌​ ​ ‌​​‌​‍‌‌​ ​‍‌​‌‍​‍‌‌​ ​‍‌​‌‍‌‍ ​‌‍ ‌‍​ ‌‍​‌‌‍ ​‌‍‍​‌‍ ‌ ​ ‌ ‌​​‍‌‌​ ​ ‌​​‌​ ​ ​ ​ ​ ​ ​ ​ ​‍‌‍‌‍‍‌‌‍‌​​ ‌​ ‍​​ ‍​‌‍​ ​ ‍‌​ ‍‌​ ​​‌‍​ ​ ‍‌​‍ ‌​ ‌‍​ ‍​‌‍‌‍​ ‌ ​‍ ‌​ ‌​​ ‌‌‌‍​‍​ ‌‍​‍ ‌‌‍​‍‌‍​‌‌‍​‍​ ‌‍​‍ ‌​ ​‍​ ​‍‌‍‌​​ ‌‌​ ​ ‌‍‌‌‌‍​ ‌‍‌‌‌‍​ ​ ‌​​ ​​​ ‌​​‍‌‍‌ ‌​‌ ‍‌‌ ​​‌‍‌‌​ ‌‌‍ ‍‌‍‌‌‌ ‌ ‌ ​ ​‍‌‍‌ ​​‌‍​‌‌ ‌​‌‍‍​​ ‌‌‍​ ‌‍ ‌‍ ‍‌ ‌​‌‍‌‌‌‍ ‍‌ ‌​​‍‌‌​ ‌‌‌​​‍‌‌ ‌‍‍ ‌‍‌‌‌ ‍‌​‍‌‌​ ​ ‌​‌​​‍‌‌​ ​ ‌​‌​​‍‌‌​ ​‍​ ​‍‌‍​‍‌‍​‌​ ​‍‌‍​ ​ ​​‌‍‌‌​ ‌ ​ ‍‌‌‍​‍​ ​‌‌‍‌​‌‍‌​​‍‌‌​ ​‍​ ​‍​‍‌‌​ ‌‌‌​‌​​‍ ‍‌‍​ ‌‍‍​‌‍‍‌‌‍ ​‌‍‌​‌ ​‍‌‍‌‌‌‍ ‍​‍‌‌​ ‌‌‌​​‍‌‌ ‌‍‍ ‌‍‌‌‌ ‍‌​‍‌‌​ ​ ‌​‌​​‍‌‌​ ​ ‌​‌​​‍‌‌​ ​‍​ ​‍​ ‌ ​ ‌ ​ ‌‍‌‍‌‌​ ‌​​ ​‌‌‍​ ​ ​‍​ ‌ ​ ‌‌‌‍​‍​ ‍‌​‍‌‌​ ​‍​ ​‍​‍‌‌​ ‌‌‌​‌​​‍ ‍‌ ‌​‌‍‌‌‌ ‍​‌ ‌​​‍‌‍‌ ​​‌‍‌‌‌ ​‍‌ ​ ‌ ​​‌‍‌‌‌‍​ ‌ ‌​‌‍‍‌‌ ‌‍‌‍‌‌​ ‌‌ ​​‌ ‌‌‌‍​‍‌‍ ​‌‍‍‌‌ ​ ‌‍‍​‌‍‌‌‌‍‌​​‍​‍‌ ‌
First, a polluter-pays levy is a broad-based levy on coal, oil, and gas producers to replace complex, inefficient schemes, with revenue redirected to more than compensate households for energy price impacts and
other cost-of-living pressures.​​​​‌ ‍ ​‍​‍‌‍ ‌ ​‍‌‍‍‌‌‍‌ ‌‍‍‌‌‍ ‍​‍​‍​ ‍‍​‍​‍‌ ​ ‌‍​‌‌‍ ‍‌‍‍‌‌ ‌​‌ ‍‌​‍ ‍‌‍‍‌‌‍ ​‍​‍​‍ ​​‍​‍‌‍‍​‌ ​‍‌‍‌‌‌‍‌‍​‍​‍​ ‍‍​‍​‍‌‍‍​‌ ‌​‌ ‌​‌ ​​​ ‍‍​‍ ​‍ ‌‍ ​‌‍ ‌‍​ ‌‍​‌‌‍ ​‌‍‍​‌‍ ‌ ​ ‌ ‌​​ ‍‍​ ​ ​ ​ ​ ​ ​ ​ ​‍ ‌‍‍‌‌‍ ‍‌ ‌​‌‍‌‌‌‍ ‍‌ ‌​​‍ ‌‍‌‌‌‍‌​‌‍‍‌‌ ‌​​‍ ‌‍ ‌‌‍ ‌‍‌​‌‍‌‌​ ‌‌ ​​‌ ​‍‌‍‌‌‌ ​ ‌‍‌‌‌‍ ‍‌ ‌​‌‍​‌‌ ‌​‌‍‍‌‌‍ ‌‍ ‍​ ‍ ‌‍‍‌‌‍‌​​ ‌​ ‍​​ ‍​‌‍​ ​ ‍‌​ ‍‌​ ​​‌‍​ ​ ‍‌​‍ ‌​ ‌‍​ ‍​‌‍‌‍​ ‌ ​‍ ‌​ ‌​​ ‌‌‌‍​‍​ ‌‍​‍ ‌‌‍​‍‌‍​‌‌‍​‍​ ‌‍​‍ ‌​ ​‍​ ​‍‌‍‌​​ ‌‌​ ​ ‌‍‌‌‌‍​ ‌‍‌‌‌‍​ ​ ‌​​ ​​​ ‌​​ ‍ ‌ ‌​‌ ‍‌‌ ​​‌‍‌‌​ ‌‌‍ ‍‌‍‌‌‌ ‌ ‌ ​ ​ ‍ ‌ ​​‌‍​‌‌ ‌​‌‍‍​​ ‌‌‍​ ‌‍ ‌‍ ‍‌ ‌​‌‍‌‌‌‍ ‍‌ ‌​​‍‌‌​ ‌‌‌​​‍‌‌ ‌‍‍ ‌‍‌‌‌ ‍‌​‍‌‌​ ​ ‌​‌​​‍‌‌​ ​ ‌​‌​​‍‌‌​ ​‍​ ​‍‌‍​‌​ ​‌‌‍‌‌​ ‌​‌‍‌‍​ ​​‌‍‌‌‌‍‌‍‌‍‌​​ ‌‍‌‍​ ​ ‌‍​‍‌‌​ ​‍​ ​‍​‍‌‌​ ‌‌‌​‌​​‍ ‍‌‍​ ‌‍‍​‌‍‍‌‌‍ ​‌‍‌​‌ ​‍‌‍‌‌‌‍ ‍​‍‌‌​ ‌‌‌​​‍‌‌ ‌‍‍ ‌‍‌‌‌ ‍‌​‍‌‌​ ​ ‌​‌​​‍‌‌​ ​ ‌​‌​​‍‌‌​ ​‍​ ​‍​ ​‌​ ​‍​ ‌ ​ ‍‌​ ​‍​ ‌​​ ​ ​ ‌​‌‍‌‌​ ​ ‌‍‌‍‌‍‌​​‍‌‌​ ​‍​ ​‍​‍‌‌​ ‌‌‌​‌​​‍ ‍‌ ‌​‌‍‌‌‌ ‍​‌ ‌​​ ‌‍​‍‌‍​‌‌ ​ ‌‍‌‌‌‌‌‌‌ ​‍‌‍ ​​ ‌‌‍‍​‌ ‌​‌ ‌​‌ ​​​‍‌‌​ ​ ‌​​‌​‍‌‌​ ​‍‌​‌‍​‍‌‌​ ​‍‌​‌‍‌‍ ​‌‍ ‌‍​ ‌‍​‌‌‍ ​‌‍‍​‌‍ ‌ ​ ‌ ‌​​‍‌‌​ ​ ‌​​‌​ ​ ​ ​ ​ ​ ​ ​ ​‍‌‍‌‍‍‌‌‍‌​​ ‌​ ‍​​ ‍​‌‍​ ​ ‍‌​ ‍‌​ ​​‌‍​ ​ ‍‌​‍ ‌​ ‌‍​ ‍​‌‍‌‍​ ‌ ​‍ ‌​ ‌​​ ‌‌‌‍​‍​ ‌‍​‍ ‌‌‍​‍‌‍​‌‌‍​‍​ ‌‍​‍ ‌​ ​‍​ ​‍‌‍‌​​ ‌‌​ ​ ‌‍‌‌‌‍​ ‌‍‌‌‌‍​ ​ ‌​​ ​​​ ‌​​‍‌‍‌ ‌​‌ ‍‌‌ ​​‌‍‌‌​ ‌‌‍ ‍‌‍‌‌‌ ‌ ‌ ​ ​‍‌‍‌ ​​‌‍​‌‌ ‌​‌‍‍​​ ‌‌‍​ ‌‍ ‌‍ ‍‌ ‌​‌‍‌‌‌‍ ‍‌ ‌​​‍‌‌​ ‌‌‌​​‍‌‌ ‌‍‍ ‌‍‌‌‌ ‍‌​‍‌‌​ ​ ‌​‌​​‍‌‌​ ​ ‌​‌​​‍‌‌​ ​‍​ ​‍‌‍​‌​ ​‌‌‍‌‌​ ‌​‌‍‌‍​ ​​‌‍‌‌‌‍‌‍‌‍‌​​ ‌‍‌‍​ ​ ‌‍​‍‌‌​ ​‍​ ​‍​‍‌‌​ ‌‌‌​‌​​‍ ‍‌‍​ ‌‍‍​‌‍‍‌‌‍ ​‌‍‌​‌ ​‍‌‍‌‌‌‍ ‍​‍‌‌​ ‌‌‌​​‍‌‌ ‌‍‍ ‌‍‌‌‌ ‍‌​‍‌‌​ ​ ‌​‌​​‍‌‌​ ​ ‌​‌​​‍‌‌​ ​‍​ ​‍​ ​‌​ ​‍​ ‌ ​ ‍‌​ ​‍​ ‌​​ ​ ​ ‌​‌‍‌‌​ ​ ‌‍‌‍‌‍‌​​‍‌‌​ ​‍​ ​‍​‍‌‌​ ‌‌‌​‌​​‍ ‍‌ ‌​‌‍‌‌‌ ‍​‌ ‌​​‍‌‍‌ ​​‌‍‌‌‌ ​‍‌ ​ ‌ ​​‌‍‌‌‌‍​ ‌ ‌​‌‍‍‌‌ ‌‍‌‍‌‌​ ‌‌ ​​‌ ‌‌‌‍​‍‌‍ ​‌‍‍‌‌ ​ ‌‍‍​‌‍‌‌‌‍‌​​‍​‍‌ ‌
Pricing pollution upstream avoids facility-by-facility compliance, minimises administrative burden, and lets firms respond in the lowest-cost way available. Applied at the point of extraction, a polluter-pays levy
would be paid by only around 60 Australian fossil fuel producers, plus importers, yet would cover 80 per cent of Australia’s emissions.​​​​‌ ‍ ​‍​‍‌‍ ‌ ​‍‌‍‍‌‌‍‌ ‌‍‍‌‌‍ ‍​‍​‍​ ‍‍​‍​‍‌ ​ ‌‍​‌‌‍ ‍‌‍‍‌‌ ‌​‌ ‍‌​‍ ‍‌‍‍‌‌‍ ​‍​‍​‍ ​​‍​‍‌‍‍​‌ ​‍‌‍‌‌‌‍‌‍​‍​‍​ ‍‍​‍​‍‌‍‍​‌ ‌​‌ ‌​‌ ​​​ ‍‍​‍ ​‍ ‌‍ ​‌‍ ‌‍​ ‌‍​‌‌‍ ​‌‍‍​‌‍ ‌ ​ ‌ ‌​​ ‍‍​ ​ ​ ​ ​ ​ ​ ​ ​‍ ‌‍‍‌‌‍ ‍‌ ‌​‌‍‌‌‌‍ ‍‌ ‌​​‍ ‌‍‌‌‌‍‌​‌‍‍‌‌ ‌​​‍ ‌‍ ‌‌‍ ‌‍‌​‌‍‌‌​ ‌‌ ​​‌ ​‍‌‍‌‌‌ ​ ‌‍‌‌‌‍ ‍‌ ‌​‌‍​‌‌ ‌​‌‍‍‌‌‍ ‌‍ ‍​ ‍ ‌‍‍‌‌‍‌​​ ‌​ ‍​​ ‍​‌‍​ ​ ‍‌​ ‍‌​ ​​‌‍​ ​ ‍‌​‍ ‌​ ‌‍​ ‍​‌‍‌‍​ ‌ ​‍ ‌​ ‌​​ ‌‌‌‍​‍​ ‌‍​‍ ‌‌‍​‍‌‍​‌‌‍​‍​ ‌‍​‍ ‌​ ​‍​ ​‍‌‍‌​​ ‌‌​ ​ ‌‍‌‌‌‍​ ‌‍‌‌‌‍​ ​ ‌​​ ​​​ ‌​​ ‍ ‌ ‌​‌ ‍‌‌ ​​‌‍‌‌​ ‌‌‍ ‍‌‍‌‌‌ ‌ ‌ ​ ​ ‍ ‌ ​​‌‍​‌‌ ‌​‌‍‍​​ ‌‌‍​ ‌‍ ‌‍ ‍‌ ‌​‌‍‌‌‌‍ ‍‌ ‌​​‍‌‌​ ‌‌‌​​‍‌‌ ‌‍‍ ‌‍‌‌‌ ‍‌​‍‌‌​ ​ ‌​‌​​‍‌‌​ ​ ‌​‌​​‍‌‌​ ​‍​ ​‍‌‍‌‍‌‍​‌​ ‌‍​ ​ ​ ​ ‌‍​ ​ ​‍‌‍​ ‌‍‌‌​ ‍​‌‍‌‍‌‍‌‌​‍‌‌​ ​‍​ ​‍​‍‌‌​ ‌‌‌​‌​​‍ ‍‌‍​ ‌‍‍​‌‍‍‌‌‍ ​‌‍‌​‌ ​‍‌‍‌‌‌‍ ‍​‍‌‌​ ‌‌‌​​‍‌‌ ‌‍‍ ‌‍‌‌‌ ‍‌​‍‌‌​ ​ ‌​‌​​‍‌‌​ ​ ‌​‌​​‍‌‌​ ​‍​ ​‍​ ​‌‌‍‌‍‌‍​‌‌‍‌​​ ‌‌‌‍‌‌​ ​ ​ ‍‌​ ​‌​ ‌ ‌‍‌‌​ ‌ ​‍‌‌​ ​‍​ ​‍​‍‌‌​ ‌‌‌​‌​​‍ ‍‌ ‌​‌‍‌‌‌ ‍​‌ ‌​​ ‌‍​‍‌‍​‌‌ ​ ‌‍‌‌‌‌‌‌‌ ​‍‌‍ ​​ ‌‌‍‍​‌ ‌​‌ ‌​‌ ​​​‍‌‌​ ​ ‌​​‌​‍‌‌​ ​‍‌​‌‍​‍‌‌​ ​‍‌​‌‍‌‍ ​‌‍ ‌‍​ ‌‍​‌‌‍ ​‌‍‍​‌‍ ‌ ​ ‌ ‌​​‍‌‌​ ​ ‌​​‌​ ​ ​ ​ ​ ​ ​ ​ ​‍‌‍‌‍‍‌‌‍‌​​ ‌​ ‍​​ ‍​‌‍​ ​ ‍‌​ ‍‌​ ​​‌‍​ ​ ‍‌​‍ ‌​ ‌‍​ ‍​‌‍‌‍​ ‌ ​‍ ‌​ ‌​​ ‌‌‌‍​‍​ ‌‍​‍ ‌‌‍​‍‌‍​‌‌‍​‍​ ‌‍​‍ ‌​ ​‍​ ​‍‌‍‌​​ ‌‌​ ​ ‌‍‌‌‌‍​ ‌‍‌‌‌‍​ ​ ‌​​ ​​​ ‌​​‍‌‍‌ ‌​‌ ‍‌‌ ​​‌‍‌‌​ ‌‌‍ ‍‌‍‌‌‌ ‌ ‌ ​ ​‍‌‍‌ ​​‌‍​‌‌ ‌​‌‍‍​​ ‌‌‍​ ‌‍ ‌‍ ‍‌ ‌​‌‍‌‌‌‍ ‍‌ ‌​​‍‌‌​ ‌‌‌​​‍‌‌ ‌‍‍ ‌‍‌‌‌ ‍‌​‍‌‌​ ​ ‌​‌​​‍‌‌​ ​ ‌​‌​​‍‌‌​ ​‍​ ​‍‌‍‌‍‌‍​‌​ ‌‍​ ​ ​ ​ ‌‍​ ​ ​‍‌‍​ ‌‍‌‌​ ‍​‌‍‌‍‌‍‌‌​‍‌‌​ ​‍​ ​‍​‍‌‌​ ‌‌‌​‌​​‍ ‍‌‍​ ‌‍‍​‌‍‍‌‌‍ ​‌‍‌​‌ ​‍‌‍‌‌‌‍ ‍​‍‌‌​ ‌‌‌​​‍‌‌ ‌‍‍ ‌‍‌‌‌ ‍‌​‍‌‌​ ​ ‌​‌​​‍‌‌​ ​ ‌​‌​​‍‌‌​ ​‍​ ​‍​ ​‌‌‍‌‍‌‍​‌‌‍‌​​ ‌‌‌‍‌‌​ ​ ​ ‍‌​ ​‌​ ‌ ‌‍‌‌​ ‌ ​‍‌‌​ ​‍​ ​‍​‍‌‌​ ‌‌‌​‌​​‍ ‍‌ ‌​‌‍‌‌‌ ‍​‌ ‌​​‍‌‍‌ ​​‌‍‌‌‌ ​‍‌ ​ ‌ ​​‌‍‌‌‌‍​ ‌ ‌​‌‍‍‌‌ ‌‍‌‍‌‌​ ‌‌ ​​‌ ‌‌‌‍​‍‌‍ ​‌‍‍‌‌ ​ ‌‍‍​‌‍‌‌‌‍‌​​‍​‍‌ ‌
Second, the fair-share levy is a Norway-style tax on gas sales to ensure Australians get a fair return on their own resources. It would increase the effective tax rate on gas exports to 58 per cent, and raise billions
that can be used to strengthen the economy, invest in future industries and jobs, and support social services such as health, housing and education. This approach targets economic rents rather than productive
activity, preserving investment incentives while ensuring Australians receive a fair return.​​​​‌ ‍ ​‍​‍‌‍ ‌ ​‍‌‍‍‌‌‍‌ ‌‍‍‌‌‍ ‍​‍​‍​ ‍‍​‍​‍‌ ​ ‌‍​‌‌‍ ‍‌‍‍‌‌ ‌​‌ ‍‌​‍ ‍‌‍‍‌‌‍ ​‍​‍​‍ ​​‍​‍‌‍‍​‌ ​‍‌‍‌‌‌‍‌‍​‍​‍​ ‍‍​‍​‍‌‍‍​‌ ‌​‌ ‌​‌ ​​​ ‍‍​‍ ​‍ ‌‍ ​‌‍ ‌‍​ ‌‍​‌‌‍ ​‌‍‍​‌‍ ‌ ​ ‌ ‌​​ ‍‍​ ​ ​ ​ ​ ​ ​ ​ ​‍ ‌‍‍‌‌‍ ‍‌ ‌​‌‍‌‌‌‍ ‍‌ ‌​​‍ ‌‍‌‌‌‍‌​‌‍‍‌‌ ‌​​‍ ‌‍ ‌‌‍ ‌‍‌​‌‍‌‌​ ‌‌ ​​‌ ​‍‌‍‌‌‌ ​ ‌‍‌‌‌‍ ‍‌ ‌​‌‍​‌‌ ‌​‌‍‍‌‌‍ ‌‍ ‍​ ‍ ‌‍‍‌‌‍‌​​ ‌​ ‍​​ ‍​‌‍​ ​ ‍‌​ ‍‌​ ​​‌‍​ ​ ‍‌​‍ ‌​ ‌‍​ ‍​‌‍‌‍​ ‌ ​‍ ‌​ ‌​​ ‌‌‌‍​‍​ ‌‍​‍ ‌‌‍​‍‌‍​‌‌‍​‍​ ‌‍​‍ ‌​ ​‍​ ​‍‌‍‌​​ ‌‌​ ​ ‌‍‌‌‌‍​ ‌‍‌‌‌‍​ ​ ‌​​ ​​​ ‌​​ ‍ ‌ ‌​‌ ‍‌‌ ​​‌‍‌‌​ ‌‌‍ ‍‌‍‌‌‌ ‌ ‌ ​ ​ ‍ ‌ ​​‌‍​‌‌ ‌​‌‍‍​​ ‌‌‍​ ‌‍ ‌‍ ‍‌ ‌​‌‍‌‌‌‍ ‍‌ ‌​​‍‌‌​ ‌‌‌​​‍‌‌ ‌‍‍ ‌‍‌‌‌ ‍‌​‍‌‌​ ​ ‌​‌​​‍‌‌​ ​ ‌​‌​​‍‌‌​ ​‍​ ​‍‌‍‌‌‌‍​ ​ ‌​​ ‌ ​ ​ ‌‍‌‍​ ​‍‌‍​ ​ ‌‌​ ​‍​ ‍​‌‍‌‌​‍‌‌​ ​‍​ ​‍​‍‌‌​ ‌‌‌​‌​​‍ ‍‌‍​ ‌‍‍​‌‍‍‌‌‍ ​‌‍‌​‌ ​‍‌‍‌‌‌‍ ‍​‍‌‌​ ‌‌‌​​‍‌‌ ‌‍‍ ‌‍‌‌‌ ‍‌​‍‌‌​ ​ ‌​‌​​‍‌‌​ ​ ‌​‌​​‍‌‌​ ​‍​ ​‍‌‍‌‍​ ‌​​ ​‍​ ‍‌​ ‌‍‌‍‌​‌‍‌‍‌‍‌‍‌‍‌‍‌‍‌‌​ ​‍‌‍​ ​‍‌‌​ ​‍​ ​‍​‍‌‌​ ‌‌‌​‌​​‍ ‍‌ ‌​‌‍‌‌‌ ‍​‌ ‌​​ ‌‍​‍‌‍​‌‌ ​ ‌‍‌‌‌‌‌‌‌ ​‍‌‍ ​​ ‌‌‍‍​‌ ‌​‌ ‌​‌ ​​​‍‌‌​ ​ ‌​​‌​‍‌‌​ ​‍‌​‌‍​‍‌‌​ ​‍‌​‌‍‌‍ ​‌‍ ‌‍​ ‌‍​‌‌‍ ​‌‍‍​‌‍ ‌ ​ ‌ ‌​​‍‌‌​ ​ ‌​​‌​ ​ ​ ​ ​ ​ ​ ​ ​‍‌‍‌‍‍‌‌‍‌​​ ‌​ ‍​​ ‍​‌‍​ ​ ‍‌​ ‍‌​ ​​‌‍​ ​ ‍‌​‍ ‌​ ‌‍​ ‍​‌‍‌‍​ ‌ ​‍ ‌​ ‌​​ ‌‌‌‍​‍​ ‌‍​‍ ‌‌‍​‍‌‍​‌‌‍​‍​ ‌‍​‍ ‌​ ​‍​ ​‍‌‍‌​​ ‌‌​ ​ ‌‍‌‌‌‍​ ‌‍‌‌‌‍​ ​ ‌​​ ​​​ ‌​​‍‌‍‌ ‌​‌ ‍‌‌ ​​‌‍‌‌​ ‌‌‍ ‍‌‍‌‌‌ ‌ ‌ ​ ​‍‌‍‌ ​​‌‍​‌‌ ‌​‌‍‍​​ ‌‌‍​ ‌‍ ‌‍ ‍‌ ‌​‌‍‌‌‌‍ ‍‌ ‌​​‍‌‌​ ‌‌‌​​‍‌‌ ‌‍‍ ‌‍‌‌‌ ‍‌​‍‌‌​ ​ ‌​‌​​‍‌‌​ ​ ‌​‌​​‍‌‌​ ​‍​ ​‍‌‍‌‌‌‍​ ​ ‌​​ ‌ ​ ​ ‌‍‌‍​ ​‍‌‍​ ​ ‌‌​ ​‍​ ‍​‌‍‌‌​‍‌‌​ ​‍​ ​‍​‍‌‌​ ‌‌‌​‌​​‍ ‍‌‍​ ‌‍‍​‌‍‍‌‌‍ ​‌‍‌​‌ ​‍‌‍‌‌‌‍ ‍​‍‌‌​ ‌‌‌​​‍‌‌ ‌‍‍ ‌‍‌‌‌ ‍‌​‍‌‌​ ​ ‌​‌​​‍‌‌​ ​ ‌​‌​​‍‌‌​ ​‍​ ​‍‌‍‌‍​ ‌​​ ​‍​ ‍‌​ ‌‍‌‍‌​‌‍‌‍‌‍‌‍‌‍‌‍‌‍‌‌​ ​‍‌‍​ ​‍‌‌​ ​‍​ ​‍​‍‌‌​ ‌‌‌​‌​​‍ ‍‌ ‌​‌‍‌‌‌ ‍​‌ ‌​​‍‌‍‌ ​​‌‍‌‌‌ ​‍‌ ​ ‌ ​​‌‍‌‌‌‍​ ‌ ‌​‌‍‍‌‌ ‌‍‌‍‌‌​ ‌‌ ​​‌ ‌‌‌‍​‍‌‍ ​‌‍‍‌‌ ​ ‌‍‍​‌‍‌‌‌‍‌​​‍​‍‌ ‌
Redbridge’s qualitative research​​​​‌ ‍ ​‍​‍‌‍ ‌ ​‍‌‍‍‌‌‍‌ ‌‍‍‌‌‍ ‍​‍​‍​ ‍‍​‍​‍‌ ​ ‌‍​‌‌‍ ‍‌‍‍‌‌ ‌​‌ ‍‌​‍ ‍‌‍‍‌‌‍ ​‍​‍​‍ ​​‍​‍‌‍‍​‌ ​‍‌‍‌‌‌‍‌‍​‍​‍​ ‍‍​‍​‍‌‍‍​‌ ‌​‌ ‌​‌ ​​​ ‍‍​‍ ​‍ ‌‍ ​‌‍ ‌‍​ ‌‍​‌‌‍ ​‌‍‍​‌‍ ‌ ​ ‌ ‌​​ ‍‍​ ​ ​ ​ ​ ​ ​ ​ ​‍ ‌‍‍‌‌‍ ‍‌ ‌​‌‍‌‌‌‍ ‍‌ ‌​​‍ ‌‍‌‌‌‍‌​‌‍‍‌‌ ‌​​‍ ‌‍ ‌‌‍ ‌‍‌​‌‍‌‌​ ‌‌ ​​‌ ​‍‌‍‌‌‌ ​ ‌‍‌‌‌‍ ‍‌ ‌​‌‍​‌‌ ‌​‌‍‍‌‌‍ ‌‍ ‍​ ‍ ‌‍‍‌‌‍‌​​ ‌​ ‍​​ ‍​‌‍​ ​ ‍‌​ ‍‌​ ​​‌‍​ ​ ‍‌​‍ ‌​ ‌‍​ ‍​‌‍‌‍​ ‌ ​‍ ‌​ ‌​​ ‌‌‌‍​‍​ ‌‍​‍ ‌‌‍​‍‌‍​‌‌‍​‍​ ‌‍​‍ ‌​ ​‍​ ​‍‌‍‌​​ ‌‌​ ​ ‌‍‌‌‌‍​ ‌‍‌‌‌‍​ ​ ‌​​ ​​​ ‌​​ ‍ ‌ ‌​‌ ‍‌‌ ​​‌‍‌‌​ ‌‌‍ ‍‌‍‌‌‌ ‌ ‌ ​ ​ ‍ ‌ ​​‌‍​‌‌ ‌​‌‍‍​​ ‌‌‍​ ‌‍ ‌‍ ‍‌ ‌​‌‍‌‌‌‍ ‍‌ ‌​​‍‌‌​ ‌‌‌​​‍‌‌ ‌‍‍ ‌‍‌‌‌ ‍‌​‍‌‌​ ​ ‌​‌​​‍‌‌​ ​ ‌​‌​​‍‌‌​ ​‍​ ​‍​ ‌‌​ ​‌‌‍​ ​ ‍‌​ ‌‌​ ‍‌​ ‌‍​ ‍‌​ ‌​​ ‌​‌‍‌‍​ ​ ​‍‌‌​ ​‍​ ​‍​‍‌‌​ ‌‌‌​‌​​‍ ‍‌‍​ ‌‍‍​‌‍‍‌‌‍ ​‌‍‌​‌ ​‍‌‍‌‌‌‍ ‍​‍‌‌​ ‌‌‌​​‍‌‌ ‌‍‍ ‌‍‌‌‌ ‍‌​‍‌‌​ ​ ‌​‌​​‍‌‌​ ​ ‌​‌​​‍‌‌​ ​‍​ ​‍​ ‌‍​ ​‍​ ​‍‌‍​‌​ ‌‍‌‍​‍​ ‌​‌‍​‌​ ‌​‌‍‌‌‌‍​ ​ ​‍​‍‌‌​ ​‍​ ​‍​‍‌‌​ ‌‌‌​‌​​‍ ‍‌ ‌​‌‍‌‌‌ ‍​‌ ‌​​ ‌‍​‍‌‍​‌‌ ​ ‌‍‌‌‌‌‌‌‌ ​‍‌‍ ​​ ‌‌‍‍​‌ ‌​‌ ‌​‌ ​​​‍‌‌​ ​ ‌​​‌​‍‌‌​ ​‍‌​‌‍​‍‌‌​ ​‍‌​‌‍‌‍ ​‌‍ ‌‍​ ‌‍​‌‌‍ ​‌‍‍​‌‍ ‌ ​ ‌ ‌​​‍‌‌​ ​ ‌​​‌​ ​ ​ ​ ​ ​ ​ ​ ​‍‌‍‌‍‍‌‌‍‌​​ ‌​ ‍​​ ‍​‌‍​ ​ ‍‌​ ‍‌​ ​​‌‍​ ​ ‍‌​‍ ‌​ ‌‍​ ‍​‌‍‌‍​ ‌ ​‍ ‌​ ‌​​ ‌‌‌‍​‍​ ‌‍​‍ ‌‌‍​‍‌‍​‌‌‍​‍​ ‌‍​‍ ‌​ ​‍​ ​‍‌‍‌​​ ‌‌​ ​ ‌‍‌‌‌‍​ ‌‍‌‌‌‍​ ​ ‌​​ ​​​ ‌​​‍‌‍‌ ‌​‌ ‍‌‌ ​​‌‍‌‌​ ‌‌‍ ‍‌‍‌‌‌ ‌ ‌ ​ ​‍‌‍‌ ​​‌‍​‌‌ ‌​‌‍‍​​ ‌‌‍​ ‌‍ ‌‍ ‍‌ ‌​‌‍‌‌‌‍ ‍‌ ‌​​‍‌‌​ ‌‌‌​​‍‌‌ ‌‍‍ ‌‍‌‌‌ ‍‌​‍‌‌​ ​ ‌​‌​​‍‌‌​ ​ ‌​‌​​‍‌‌​ ​‍​ ​‍​ ‌‌​ ​‌‌‍​ ​ ‍‌​ ‌‌​ ‍‌​ ‌‍​ ‍‌​ ‌​​ ‌​‌‍‌‍​ ​ ​‍‌‌​ ​‍​ ​‍​‍‌‌​ ‌‌‌​‌​​‍ ‍‌‍​ ‌‍‍​‌‍‍‌‌‍ ​‌‍‌​‌ ​‍‌‍‌‌‌‍ ‍​‍‌‌​ ‌‌‌​​‍‌‌ ‌‍‍ ‌‍‌‌‌ ‍‌​‍‌‌​ ​ ‌​‌​​‍‌‌​ ​ ‌​‌​​‍‌‌​ ​‍​ ​‍​ ‌‍​ ​‍​ ​‍‌‍​‌​ ‌‍‌‍​‍​ ‌​‌‍​‌​ ‌​‌‍‌‌‌‍​ ​ ​‍​‍‌‌​ ​‍​ ​‍​‍‌‌​ ‌‌‌​‌​​‍ ‍‌ ‌​‌‍‌‌‌ ‍​‌ ‌​​‍‌‍‌ ​​‌‍‌‌‌ ​‍‌ ​ ‌ ​​‌‍‌‌‌‍​ ‌ ‌​‌‍‍‌‌ ‌‍‌‍‌‌​ ‌‌ ​​‌ ‌‌‌‍​‍‌‍ ​‌‍‍‌‌ ​ ‌‍‍​‌‍‌‌‌‍‌​​‍​‍‌ ‌ shows that these policies attract overwhelming support. 87 per cent of voters agree that the public deserves a better return from the sale of our gas resources. Support for a levy on
large polluters commands 68 per cent support, uniting voters across party lines.​​​​‌ ‍ ​‍​‍‌‍ ‌ ​‍‌‍‍‌‌‍‌ ‌‍‍‌‌‍ ‍​‍​‍​ ‍‍​‍​‍‌ ​ ‌‍​‌‌‍ ‍‌‍‍‌‌ ‌​‌ ‍‌​‍ ‍‌‍‍‌‌‍ ​‍​‍​‍ ​​‍​‍‌‍‍​‌ ​‍‌‍‌‌‌‍‌‍​‍​‍​ ‍‍​‍​‍‌‍‍​‌ ‌​‌ ‌​‌ ​​​ ‍‍​‍ ​‍ ‌‍ ​‌‍ ‌‍​ ‌‍​‌‌‍ ​‌‍‍​‌‍ ‌ ​ ‌ ‌​​ ‍‍​ ​ ​ ​ ​ ​ ​ ​ ​‍ ‌‍‍‌‌‍ ‍‌ ‌​‌‍‌‌‌‍ ‍‌ ‌​​‍ ‌‍‌‌‌‍‌​‌‍‍‌‌ ‌​​‍ ‌‍ ‌‌‍ ‌‍‌​‌‍‌‌​ ‌‌ ​​‌ ​‍‌‍‌‌‌ ​ ‌‍‌‌‌‍ ‍‌ ‌​‌‍​‌‌ ‌​‌‍‍‌‌‍ ‌‍ ‍​ ‍ ‌‍‍‌‌‍‌​​ ‌​ ‍​​ ‍​‌‍​ ​ ‍‌​ ‍‌​ ​​‌‍​ ​ ‍‌​‍ ‌​ ‌‍​ ‍​‌‍‌‍​ ‌ ​‍ ‌​ ‌​​ ‌‌‌‍​‍​ ‌‍​‍ ‌‌‍​‍‌‍​‌‌‍​‍​ ‌‍​‍ ‌​ ​‍​ ​‍‌‍‌​​ ‌‌​ ​ ‌‍‌‌‌‍​ ‌‍‌‌‌‍​ ​ ‌​​ ​​​ ‌​​ ‍ ‌ ‌​‌ ‍‌‌ ​​‌‍‌‌​ ‌‌‍ ‍‌‍‌‌‌ ‌ ‌ ​ ​ ‍ ‌ ​​‌‍​‌‌ ‌​‌‍‍​​ ‌‌‍​ ‌‍ ‌‍ ‍‌ ‌​‌‍‌‌‌‍ ‍‌ ‌​​‍‌‌​ ‌‌‌​​‍‌‌ ‌‍‍ ‌‍‌‌‌ ‍‌​‍‌‌​ ​ ‌​‌​​‍‌‌​ ​ ‌​‌​​‍‌‌​ ​‍​ ​‍​ ‌‌​ ​‌‌‍​ ​ ‍‌​ ‌‌​ ‍‌​ ‌‍​ ‍‌​ ‌​​ ‌​‌‍‌‍​ ​ ​‍‌‌​ ​‍​ ​‍​‍‌‌​ ‌‌‌​‌​​‍ ‍‌‍​ ‌‍‍​‌‍‍‌‌‍ ​‌‍‌​‌ ​‍‌‍‌‌‌‍ ‍​‍‌‌​ ‌‌‌​​‍‌‌ ‌‍‍ ‌‍‌‌‌ ‍‌​‍‌‌​ ​ ‌​‌​​‍‌‌​ ​ ‌​‌​​‍‌‌​ ​‍​ ​‍​ ‌‍​ ​‍​ ​‍‌‍‌‌​ ​​​ ​ ‌‍​ ​ ‍​‌‍​ ‌‍‌​‌‍​‍​ ‌‍​‍‌‌​ ​‍​ ​‍​‍‌‌​ ‌‌‌​‌​​‍ ‍‌ ‌​‌‍‌‌‌ ‍​‌ ‌​​ ‌‍​‍‌‍​‌‌ ​ ‌‍‌‌‌‌‌‌‌ ​‍‌‍ ​​ ‌‌‍‍​‌ ‌​‌ ‌​‌ ​​​‍‌‌​ ​ ‌​​‌​‍‌‌​ ​‍‌​‌‍​‍‌‌​ ​‍‌​‌‍‌‍ ​‌‍ ‌‍​ ‌‍​‌‌‍ ​‌‍‍​‌‍ ‌ ​ ‌ ‌​​‍‌‌​ ​ ‌​​‌​ ​ ​ ​ ​ ​ ​ ​ ​‍‌‍‌‍‍‌‌‍‌​​ ‌​ ‍​​ ‍​‌‍​ ​ ‍‌​ ‍‌​ ​​‌‍​ ​ ‍‌​‍ ‌​ ‌‍​ ‍​‌‍‌‍​ ‌ ​‍ ‌​ ‌​​ ‌‌‌‍​‍​ ‌‍​‍ ‌‌‍​‍‌‍​‌‌‍​‍​ ‌‍​‍ ‌​ ​‍​ ​‍‌‍‌​​ ‌‌​ ​ ‌‍‌‌‌‍​ ‌‍‌‌‌‍​ ​ ‌​​ ​​​ ‌​​‍‌‍‌ ‌​‌ ‍‌‌ ​​‌‍‌‌​ ‌‌‍ ‍‌‍‌‌‌ ‌ ‌ ​ ​‍‌‍‌ ​​‌‍​‌‌ ‌​‌‍‍​​ ‌‌‍​ ‌‍ ‌‍ ‍‌ ‌​‌‍‌‌‌‍ ‍‌ ‌​​‍‌‌​ ‌‌‌​​‍‌‌ ‌‍‍ ‌‍‌‌‌ ‍‌​‍‌‌​ ​ ‌​‌​​‍‌‌​ ​ ‌​‌​​‍‌‌​ ​‍​ ​‍​ ‌‌​ ​‌‌‍​ ​ ‍‌​ ‌‌​ ‍‌​ ‌‍​ ‍‌​ ‌​​ ‌​‌‍‌‍​ ​ ​‍‌‌​ ​‍​ ​‍​‍‌‌​ ‌‌‌​‌​​‍ ‍‌‍​ ‌‍‍​‌‍‍‌‌‍ ​‌‍‌​‌ ​‍‌‍‌‌‌‍ ‍​‍‌‌​ ‌‌‌​​‍‌‌ ‌‍‍ ‌‍‌‌‌ ‍‌​‍‌‌​ ​ ‌​‌​​‍‌‌​ ​ ‌​‌​​‍‌‌​ ​‍​ ​‍​ ‌‍​ ​‍​ ​‍‌‍‌‌​ ​​​ ​ ‌‍​ ​ ‍​‌‍​ ‌‍‌​‌‍​‍​ ‌‍​‍‌‌​ ​‍​ ​‍​‍‌‌​ ‌‌‌​‌​​‍ ‍‌ ‌​‌‍‌‌‌ ‍​‌ ‌​​‍‌‍‌ ​​‌‍‌‌‌ ​‍‌ ​ ‌ ​​‌‍‌‌‌‍​ ‌ ‌​‌‍‍‌‌ ‌‍‌‍‌‌​ ‌‌ ​​‌ ‌‌‌‍​‍‌‍ ​‌‍‍‌‌ ​ ‌‍‍​‌‍‌‌‌‍‌​​‍​‍‌ ‌
These numbers point to a firm position in today’s voter expectations. And as Gen Z and Millennial voters reshape our democracy, it’s reasonable to assume that the popularity of these policy positions will only
increase.​​​​‌ ‍ ​‍​‍‌‍ ‌ ​‍‌‍‍‌‌‍‌ ‌‍‍‌‌‍ ‍​‍​‍​ ‍‍​‍​‍‌ ​ ‌‍​‌‌‍ ‍‌‍‍‌‌ ‌​‌ ‍‌​‍ ‍‌‍‍‌‌‍ ​‍​‍​‍ ​​‍​‍‌‍‍​‌ ​‍‌‍‌‌‌‍‌‍​‍​‍​ ‍‍​‍​‍‌‍‍​‌ ‌​‌ ‌​‌ ​​​ ‍‍​‍ ​‍ ‌‍ ​‌‍ ‌‍​ ‌‍​‌‌‍ ​‌‍‍​‌‍ ‌ ​ ‌ ‌​​ ‍‍​ ​ ​ ​ ​ ​ ​ ​ ​‍ ‌‍‍‌‌‍ ‍‌ ‌​‌‍‌‌‌‍ ‍‌ ‌​​‍ ‌‍‌‌‌‍‌​‌‍‍‌‌ ‌​​‍ ‌‍ ‌‌‍ ‌‍‌​‌‍‌‌​ ‌‌ ​​‌ ​‍‌‍‌‌‌ ​ ‌‍‌‌‌‍ ‍‌ ‌​‌‍​‌‌ ‌​‌‍‍‌‌‍ ‌‍ ‍​ ‍ ‌‍‍‌‌‍‌​​ ‌​ ‍​​ ‍​‌‍​ ​ ‍‌​ ‍‌​ ​​‌‍​ ​ ‍‌​‍ ‌​ ‌‍​ ‍​‌‍‌‍​ ‌ ​‍ ‌​ ‌​​ ‌‌‌‍​‍​ ‌‍​‍ ‌‌‍​‍‌‍​‌‌‍​‍​ ‌‍​‍ ‌​ ​‍​ ​‍‌‍‌​​ ‌‌​ ​ ‌‍‌‌‌‍​ ‌‍‌‌‌‍​ ​ ‌​​ ​​​ ‌​​ ‍ ‌ ‌​‌ ‍‌‌ ​​‌‍‌‌​ ‌‌‍ ‍‌‍‌‌‌ ‌ ‌ ​ ​ ‍ ‌ ​​‌‍​‌‌ ‌​‌‍‍​​ ‌‌‍​ ‌‍ ‌‍ ‍‌ ‌​‌‍‌‌‌‍ ‍‌ ‌​​‍‌‌​ ‌‌‌​​‍‌‌ ‌‍‍ ‌‍‌‌‌ ‍‌​‍‌‌​ ​ ‌​‌​​‍‌‌​ ​ ‌​‌​​‍‌‌​ ​‍​ ​‍​ ‌‍​ ‍‌‌‍​‍​ ​‌​ ​​​ ​​​ ​‍​ ‍‌​ ‌‍​ ‍‌​ ‌ ‌‍​‌​‍‌‌​ ​‍​ ​‍​‍‌‌​ ‌‌‌​‌​​‍ ‍‌‍​ ‌‍‍​‌‍‍‌‌‍ ​‌‍‌​‌ ​‍‌‍‌‌‌‍ ‍​‍‌‌​ ‌‌‌​​‍‌‌ ‌‍‍ ‌‍‌‌‌ ‍‌​‍‌‌​ ​ ‌​‌​​‍‌‌​ ​ ‌​‌​​‍‌‌​ ​‍​ ​‍‌‍‌​‌‍‌​​ ​‌‌‍‌‌‌‍‌​​ ‌‍‌‍‌​​ ​​​ ‌​​ ‍​‌‍​‌‌‍​‍​‍‌‌​ ​‍​ ​‍​‍‌‌​ ‌‌‌​‌​​‍ ‍‌ ‌​‌‍‌‌‌ ‍​‌ ‌​​ ‌‍​‍‌‍​‌‌ ​ ‌‍‌‌‌‌‌‌‌ ​‍‌‍ ​​ ‌‌‍‍​‌ ‌​‌ ‌​‌ ​​​‍‌‌​ ​ ‌​​‌​‍‌‌​ ​‍‌​‌‍​‍‌‌​ ​‍‌​‌‍‌‍ ​‌‍ ‌‍​ ‌‍​‌‌‍ ​‌‍‍​‌‍ ‌ ​ ‌ ‌​​‍‌‌​ ​ ‌​​‌​ ​ ​ ​ ​ ​ ​ ​ ​‍‌‍‌‍‍‌‌‍‌​​ ‌​ ‍​​ ‍​‌‍​ ​ ‍‌​ ‍‌​ ​​‌‍​ ​ ‍‌​‍ ‌​ ‌‍​ ‍​‌‍‌‍​ ‌ ​‍ ‌​ ‌​​ ‌‌‌‍​‍​ ‌‍​‍ ‌‌‍​‍‌‍​‌‌‍​‍​ ‌‍​‍ ‌​ ​‍​ ​‍‌‍‌​​ ‌‌​ ​ ‌‍‌‌‌‍​ ‌‍‌‌‌‍​ ​ ‌​​ ​​​ ‌​​‍‌‍‌ ‌​‌ ‍‌‌ ​​‌‍‌‌​ ‌‌‍ ‍‌‍‌‌‌ ‌ ‌ ​ ​‍‌‍‌ ​​‌‍​‌‌ ‌​‌‍‍​​ ‌‌‍​ ‌‍ ‌‍ ‍‌ ‌​‌‍‌‌‌‍ ‍‌ ‌​​‍‌‌​ ‌‌‌​​‍‌‌ ‌‍‍ ‌‍‌‌‌ ‍‌​‍‌‌​ ​ ‌​‌​​‍‌‌​ ​ ‌​‌​​‍‌‌​ ​‍​ ​‍​ ‌‍​ ‍‌‌‍​‍​ ​‌​ ​​​ ​​​ ​‍​ ‍‌​ ‌‍​ ‍‌​ ‌ ‌‍​‌​‍‌‌​ ​‍​ ​‍​‍‌‌​ ‌‌‌​‌​​‍ ‍‌‍​ ‌‍‍​‌‍‍‌‌‍ ​‌‍‌​‌ ​‍‌‍‌‌‌‍ ‍​‍‌‌​ ‌‌‌​​‍‌‌ ‌‍‍ ‌‍‌‌‌ ‍‌​‍‌‌​ ​ ‌​‌​​‍‌‌​ ​ ‌​‌​​‍‌‌​ ​‍​ ​‍‌‍‌​‌‍‌​​ ​‌‌‍‌‌‌‍‌​​ ‌‍‌‍‌​​ ​​​ ‌​​ ‍​‌‍​‌‌‍​‍​‍‌‌​ ​‍​ ​‍​‍‌‌​ ‌‌‌​‌​​‍ ‍‌ ‌​‌‍‌‌‌ ‍​‌ ‌​​‍‌‍‌ ​​‌‍‌‌‌ ​‍‌ ​ ‌ ​​‌‍‌‌‌‍​ ‌ ‌​‌‍‍‌‌ ‌‍‌‍‌‌​ ‌‌ ​​‌ ‌‌‌‍​‍‌‍ ​‌‍‍‌‌ ​ ‌‍‍​‌‍‌‌‌‍‌​​‍​‍‌ ‌
Together, these two reforms would cut emissions materially within the next decade while raising substantial revenue, allowing households to be generously compensated for energy price impacts and freeing
government to invest in productivity-enhancing priorities rather than relying on higher personal, corporate and other taxes.​​​​‌ ‍ ​‍​‍‌‍ ‌ ​‍‌‍‍‌‌‍‌ ‌‍‍‌‌‍ ‍​‍​‍​ ‍‍​‍​‍‌ ​ ‌‍​‌‌‍ ‍‌‍‍‌‌ ‌​‌ ‍‌​‍ ‍‌‍‍‌‌‍ ​‍​‍​‍ ​​‍​‍‌‍‍​‌ ​‍‌‍‌‌‌‍‌‍​‍​‍​ ‍‍​‍​‍‌‍‍​‌ ‌​‌ ‌​‌ ​​​ ‍‍​‍ ​‍ ‌‍ ​‌‍ ‌‍​ ‌‍​‌‌‍ ​‌‍‍​‌‍ ‌ ​ ‌ ‌​​ ‍‍​ ​ ​ ​ ​ ​ ​ ​ ​‍ ‌‍‍‌‌‍ ‍‌ ‌​‌‍‌‌‌‍ ‍‌ ‌​​‍ ‌‍‌‌‌‍‌​‌‍‍‌‌ ‌​​‍ ‌‍ ‌‌‍ ‌‍‌​‌‍‌‌​ ‌‌ ​​‌ ​‍‌‍‌‌‌ ​ ‌‍‌‌‌‍ ‍‌ ‌​‌‍​‌‌ ‌​‌‍‍‌‌‍ ‌‍ ‍​ ‍ ‌‍‍‌‌‍‌​​ ‌​ ‍​​ ‍​‌‍​ ​ ‍‌​ ‍‌​ ​​‌‍​ ​ ‍‌​‍ ‌​ ‌‍​ ‍​‌‍‌‍​ ‌ ​‍ ‌​ ‌​​ ‌‌‌‍​‍​ ‌‍​‍ ‌‌‍​‍‌‍​‌‌‍​‍​ ‌‍​‍ ‌​ ​‍​ ​‍‌‍‌​​ ‌‌​ ​ ‌‍‌‌‌‍​ ‌‍‌‌‌‍​ ​ ‌​​ ​​​ ‌​​ ‍ ‌ ‌​‌ ‍‌‌ ​​‌‍‌‌​ ‌‌‍ ‍‌‍‌‌‌ ‌ ‌ ​ ​ ‍ ‌ ​​‌‍​‌‌ ‌​‌‍‍​​ ‌‌‍​ ‌‍ ‌‍ ‍‌ ‌​‌‍‌‌‌‍ ‍‌ ‌​​‍‌‌​ ‌‌‌​​‍‌‌ ‌‍‍ ‌‍‌‌‌ ‍‌​‍‌‌​ ​ ‌​‌​​‍‌‌​ ​ ‌​‌​​‍‌‌​ ​‍​ ​‍​ ‌​​ ‌ ​ ​​​ ​ ​ ‌‍​ ‌‌​ ‌‍​ ​‍​ ​ ‌‍‌​​ ​​‌‍​‍​‍‌‌​ ​‍​ ​‍​‍‌‌​ ‌‌‌​‌​​‍ ‍‌‍​ ‌‍‍​‌‍‍‌‌‍ ​‌‍‌​‌ ​‍‌‍‌‌‌‍ ‍​‍‌‌​ ‌‌‌​​‍‌‌ ‌‍‍ ‌‍‌‌‌ ‍‌​‍‌‌​ ​ ‌​‌​​‍‌‌​ ​ ‌​‌​​‍‌‌​ ​‍​ ​‍‌‍‌‌‌‍​ ‌‍‌‌‌‍​‍​ ​​​ ‍‌​ ‍​​ ​ ​ ‍‌‌‍‌‌​ ​ ​ ​​​‍‌‌​ ​‍​ ​‍​‍‌‌​ ‌‌‌​‌​​‍ ‍‌ ‌​‌‍‌‌‌ ‍​‌ ‌​​ ‌‍​‍‌‍​‌‌ ​ ‌‍‌‌‌‌‌‌‌ ​‍‌‍ ​​ ‌‌‍‍​‌ ‌​‌ ‌​‌ ​​​‍‌‌​ ​ ‌​​‌​‍‌‌​ ​‍‌​‌‍​‍‌‌​ ​‍‌​‌‍‌‍ ​‌‍ ‌‍​ ‌‍​‌‌‍ ​‌‍‍​‌‍ ‌ ​ ‌ ‌​​‍‌‌​ ​ ‌​​‌​ ​ ​ ​ ​ ​ ​ ​ ​‍‌‍‌‍‍‌‌‍‌​​ ‌​ ‍​​ ‍​‌‍​ ​ ‍‌​ ‍‌​ ​​‌‍​ ​ ‍‌​‍ ‌​ ‌‍​ ‍​‌‍‌‍​ ‌ ​‍ ‌​ ‌​​ ‌‌‌‍​‍​ ‌‍​‍ ‌‌‍​‍‌‍​‌‌‍​‍​ ‌‍​‍ ‌​ ​‍​ ​‍‌‍‌​​ ‌‌​ ​ ‌‍‌‌‌‍​ ‌‍‌‌‌‍​ ​ ‌​​ ​​​ ‌​​‍‌‍‌ ‌​‌ ‍‌‌ ​​‌‍‌‌​ ‌‌‍ ‍‌‍‌‌‌ ‌ ‌ ​ ​‍‌‍‌ ​​‌‍​‌‌ ‌​‌‍‍​​ ‌‌‍​ ‌‍ ‌‍ ‍‌ ‌​‌‍‌‌‌‍ ‍‌ ‌​​‍‌‌​ ‌‌‌​​‍‌‌ ‌‍‍ ‌‍‌‌‌ ‍‌​‍‌‌​ ​ ‌​‌​​‍‌‌​ ​ ‌​‌​​‍‌‌​ ​‍​ ​‍​ ‌​​ ‌ ​ ​​​ ​ ​ ‌‍​ ‌‌​ ‌‍​ ​‍​ ​ ‌‍‌​​ ​​‌‍​‍​‍‌‌​ ​‍​ ​‍​‍‌‌​ ‌‌‌​‌​​‍ ‍‌‍​ ‌‍‍​‌‍‍‌‌‍ ​‌‍‌​‌ ​‍‌‍‌‌‌‍ ‍​‍‌‌​ ‌‌‌​​‍‌‌ ‌‍‍ ‌‍‌‌‌ ‍‌​‍‌‌​ ​ ‌​‌​​‍‌‌​ ​ ‌​‌​​‍‌‌​ ​‍​ ​‍‌‍‌‌‌‍​ ‌‍‌‌‌‍​‍​ ​​​ ‍‌​ ‍​​ ​ ​ ‍‌‌‍‌‌​ ​ ​ ​​​‍‌‌​ ​‍​ ​‍​‍‌‌​ ‌‌‌​‌​​‍ ‍‌ ‌​‌‍‌‌‌ ‍​‌ ‌​​‍‌‍‌ ​​‌‍‌‌‌ ​‍‌ ​ ‌ ​​‌‍‌‌‌‍​ ‌ ‌​‌‍‍‌‌ ‌‍‌‍‌‌​ ‌‌ ​​‌ ‌‌‌‍​‍‌‍ ​‌‍‍‌‌ ​ ‌‍‍​‌‍‌‌‌‍‌​​‍​‍‌ ‌
In today’s Australia, fairness and cost-of-living relief are not optional add-ons to climate policy; they are the conditions that make reform durable. Any serious transition strategy must reflect that reality, or it will
fail.​​​​‌ ‍ ​‍​‍‌‍ ‌ ​‍‌‍‍‌‌‍‌ ‌‍‍‌‌‍ ‍​‍​‍​ ‍‍​‍​‍‌ ​ ‌‍​‌‌‍ ‍‌‍‍‌‌ ‌​‌ ‍‌​‍ ‍‌‍‍‌‌‍ ​‍​‍​‍ ​​‍​‍‌‍‍​‌ ​‍‌‍‌‌‌‍‌‍​‍​‍​ ‍‍​‍​‍‌‍‍​‌ ‌​‌ ‌​‌ ​​​ ‍‍​‍ ​‍ ‌‍ ​‌‍ ‌‍​ ‌‍​‌‌‍ ​‌‍‍​‌‍ ‌ ​ ‌ ‌​​ ‍‍​ ​ ​ ​ ​ ​ ​ ​ ​‍ ‌‍‍‌‌‍ ‍‌ ‌​‌‍‌‌‌‍ ‍‌ ‌​​‍ ‌‍‌‌‌‍‌​‌‍‍‌‌ ‌​​‍ ‌‍ ‌‌‍ ‌‍‌​‌‍‌‌​ ‌‌ ​​‌ ​‍‌‍‌‌‌ ​ ‌‍‌‌‌‍ ‍‌ ‌​‌‍​‌‌ ‌​‌‍‍‌‌‍ ‌‍ ‍​ ‍ ‌‍‍‌‌‍‌​​ ‌​ ‍​​ ‍​‌‍​ ​ ‍‌​ ‍‌​ ​​‌‍​ ​ ‍‌​‍ ‌​ ‌‍​ ‍​‌‍‌‍​ ‌ ​‍ ‌​ ‌​​ ‌‌‌‍​‍​ ‌‍​‍ ‌‌‍​‍‌‍​‌‌‍​‍​ ‌‍​‍ ‌​ ​‍​ ​‍‌‍‌​​ ‌‌​ ​ ‌‍‌‌‌‍​ ‌‍‌‌‌‍​ ​ ‌​​ ​​​ ‌​​ ‍ ‌ ‌​‌ ‍‌‌ ​​‌‍‌‌​ ‌‌‍ ‍‌‍‌‌‌ ‌ ‌ ​ ​ ‍ ‌ ​​‌‍​‌‌ ‌​‌‍‍​​ ‌‌‍​ ‌‍ ‌‍ ‍‌ ‌​‌‍‌‌‌‍ ‍‌ ‌​​‍‌‌​ ‌‌‌​​‍‌‌ ‌‍‍ ‌‍‌‌‌ ‍‌​‍‌‌​ ​ ‌​‌​​‍‌‌​ ​ ‌​‌​​‍‌‌​ ​‍​ ​‍‌‍​ ​ ‍​​ ‌ ​ ‍​‌‍‌‍​ ‌​​ ‌ ‌‍‌‍‌‍‌​​ ‌‍​ ‍​‌‍​‌​‍‌‌​ ​‍​ ​‍​‍‌‌​ ‌‌‌​‌​​‍ ‍‌‍​ ‌‍‍​‌‍‍‌‌‍ ​‌‍‌​‌ ​‍‌‍‌‌‌‍ ‍​‍‌‌​ ‌‌‌​​‍‌‌ ‌‍‍ ‌‍‌‌‌ ‍‌​‍‌‌​ ​ ‌​‌​​‍‌‌​ ​ ‌​‌​​‍‌‌​ ​‍​ ​‍​ ‍‌​ ​‍‌‍‌​‌‍​ ​ ​‍​ ‌‍​ ‍‌‌‍​ ‌‍​ ​ ​‌​ ​‍‌‍​ ​‍‌‌​ ​‍​ ​‍​‍‌‌​ ‌‌‌​‌​​‍ ‍‌ ‌​‌‍‌‌‌ ‍​‌ ‌​​ ‌‍​‍‌‍​‌‌ ​ ‌‍‌‌‌‌‌‌‌ ​‍‌‍ ​​ ‌‌‍‍​‌ ‌​‌ ‌​‌ ​​​‍‌‌​ ​ ‌​​‌​‍‌‌​ ​‍‌​‌‍​‍‌‌​ ​‍‌​‌‍‌‍ ​‌‍ ‌‍​ ‌‍​‌‌‍ ​‌‍‍​‌‍ ‌ ​ ‌ ‌​​‍‌‌​ ​ ‌​​‌​ ​ ​ ​ ​ ​ ​ ​ ​‍‌‍‌‍‍‌‌‍‌​​ ‌​ ‍​​ ‍​‌‍​ ​ ‍‌​ ‍‌​ ​​‌‍​ ​ ‍‌​‍ ‌​ ‌‍​ ‍​‌‍‌‍​ ‌ ​‍ ‌​ ‌​​ ‌‌‌‍​‍​ ‌‍​‍ ‌‌‍​‍‌‍​‌‌‍​‍​ ‌‍​‍ ‌​ ​‍​ ​‍‌‍‌​​ ‌‌​ ​ ‌‍‌‌‌‍​ ‌‍‌‌‌‍​ ​ ‌​​ ​​​ ‌​​‍‌‍‌ ‌​‌ ‍‌‌ ​​‌‍‌‌​ ‌‌‍ ‍‌‍‌‌‌ ‌ ‌ ​ ​‍‌‍‌ ​​‌‍​‌‌ ‌​‌‍‍​​ ‌‌‍​ ‌‍ ‌‍ ‍‌ ‌​‌‍‌‌‌‍ ‍‌ ‌​​‍‌‌​ ‌‌‌​​‍‌‌ ‌‍‍ ‌‍‌‌‌ ‍‌​‍‌‌​ ​ ‌​‌​​‍‌‌​ ​ ‌​‌​​‍‌‌​ ​‍​ ​‍‌‍​ ​ ‍​​ ‌ ​ ‍​‌‍‌‍​ ‌​​ ‌ ‌‍‌‍‌‍‌​​ ‌‍​ ‍​‌‍​‌​‍‌‌​ ​‍​ ​‍​‍‌‌​ ‌‌‌​‌​​‍ ‍‌‍​ ‌‍‍​‌‍‍‌‌‍ ​‌‍‌​‌ ​‍‌‍‌‌‌‍ ‍​‍‌‌​ ‌‌‌​​‍‌‌ ‌‍‍ ‌‍‌‌‌ ‍‌​‍‌‌​ ​ ‌​‌​​‍‌‌​ ​ ‌​‌​​‍‌‌​ ​‍​ ​‍​ ‍‌​ ​‍‌‍‌​‌‍​ ​ ​‍​ ‌‍​ ‍‌‌‍​ ‌‍​ ​ ​‌​ ​‍‌‍​ ​‍‌‌​ ​‍​ ​‍​‍‌‌​ ‌‌‌​‌​​‍ ‍‌ ‌​‌‍‌‌‌ ‍​‌ ‌​​‍‌‍‌ ​​‌‍‌‌‌ ​‍‌ ​ ‌ ​​‌‍‌‌‌‍​ ‌ ‌​‌‍‍‌‌ ‌‍‌‍‌‌​ ‌‌ ​​‌ ‌‌‌‍​‍‌‍ ​‌‍‍‌‌ ​ ‌‍‍​‌‍‌‌‌‍‌​​‍​‍‌ ‌
Baethan Mullen​​​​‌ ‍ ​‍​‍‌‍ ‌ ​‍‌‍‍‌‌‍‌ ‌‍‍‌‌‍ ‍​‍​‍​ ‍‍​‍​‍‌ ​ ‌‍​‌‌‍ ‍‌‍‍‌‌ ‌​‌ ‍‌​‍ ‍‌‍‍‌‌‍ ​‍​‍​‍ ​​‍​‍‌‍‍​‌ ​‍‌‍‌‌‌‍‌‍​‍​‍​ ‍‍​‍​‍‌‍‍​‌ ‌​‌ ‌​‌ ​​​ ‍‍​‍ ​‍ ‌‍ ​‌‍ ‌‍​ ‌‍​‌‌‍ ​‌‍‍​‌‍ ‌ ​ ‌ ‌​​ ‍‍​ ​ ​ ​ ​ ​ ​ ​ ​‍ ‌‍‍‌‌‍ ‍‌ ‌​‌‍‌‌‌‍ ‍‌ ‌​​‍ ‌‍‌‌‌‍‌​‌‍‍‌‌ ‌​​‍ ‌‍ ‌‌‍ ‌‍‌​‌‍‌‌​ ‌‌ ​​‌ ​‍‌‍‌‌‌ ​ ‌‍‌‌‌‍ ‍‌ ‌​‌‍​‌‌ ‌​‌‍‍‌‌‍ ‌‍ ‍​ ‍ ‌‍‍‌‌‍‌​​ ‌​ ​‍‌‍​‍​ ‌​​ ​‌​ ​‍‌‍​‍‌‍​‌‌‍​‌​‍ ‌​ ‍​​ ​​​ ‍‌​ ​‍​‍ ‌​ ‌​‌‍​‍​ ‍​​ ‌ ​‍ ‌‌‍​‍‌‍‌​‌‍‌‌​ ‌‌​‍ ‌​ ​ ‌‍‌​‌‍​‌​ ‌​​ ‌‌​ ​‍​ ‍​​ ‍‌​ ‍‌​ ​ ​ ​ ​ ‍‌​ ‍ ‌ ‌​‌ ‍‌‌ ​​‌‍‌‌​ ‌‌‍​‌‌ ‌‌‌ ‌​‌‍‍​‌‍ ‌ ​‍​ ‍ ‌ ​​‌‍​‌‌ ‌​‌‍‍​​ ‌‌‍ ‍‌‍​‌‌‍ ‌‌‍‌‌​ ‌‍​‍‌‍​‌‌ ​ ‌‍‌‌‌‌‌‌‌ ​‍‌‍ ​​ ‌‌‍‍​‌ ‌​‌ ‌​‌ ​​​‍‌‌​ ​ ‌​​‌​‍‌‌​ ​‍‌​‌‍​‍‌‌​ ​‍‌​‌‍‌‍ ​‌‍ ‌‍​ ‌‍​‌‌‍ ​‌‍‍​‌‍ ‌ ​ ‌ ‌​​‍‌‌​ ​ ‌​​‌​ ​ ​ ​ ​ ​ ​ ​ ​‍‌‍‌‍‍‌‌‍‌​​ ‌​ ​‍‌‍​‍​ ‌​​ ​‌​ ​‍‌‍​‍‌‍​‌‌‍​‌​‍ ‌​ ‍​​ ​​​ ‍‌​ ​‍​‍ ‌​ ‌​‌‍​‍​ ‍​​ ‌ ​‍ ‌‌‍​‍‌‍‌​‌‍‌‌​ ‌‌​‍ ‌​ ​ ‌‍‌​‌‍​‌​ ‌​​ ‌‌​ ​‍​ ‍​​ ‍‌​ ‍‌​ ​ ​ ​ ​ ‍‌​‍‌‍‌ ‌​‌ ‍‌‌ ​​‌‍‌‌​ ‌‌‍​‌‌ ‌‌‌ ‌​‌‍‍​‌‍ ‌ ​‍​‍‌‍‌ ​​‌‍​‌‌ ‌​‌‍‍​​ ‌‌‍ ‍‌‍​‌‌‍ ‌‌‍‌‌​‍‌‍‌ ​​‌‍‌‌‌ ​‍‌ ​ ‌ ​​‌‍‌‌‌‍​ ‌ ‌​‌‍‍‌‌ ‌‍‌‍‌‌​ ‌‌ ​​‌ ‌‌‌‍​‍‌‍ ​‌‍‍‌‌ ​ ‌‍‍​‌‍‌‌‌‍‌​​‍​‍‌ ‌
Chief Executive Officer​​​​‌ ‍ ​‍​‍‌‍ ‌ ​‍‌‍‍‌‌‍‌ ‌‍‍‌‌‍ ‍​‍​‍​ ‍‍​‍​‍‌ ​ ‌‍​‌‌‍ ‍‌‍‍‌‌ ‌​‌ ‍‌​‍ ‍‌‍‍‌‌‍ ​‍​‍​‍ ​​‍​‍‌‍‍​‌ ​‍‌‍‌‌‌‍‌‍​‍​‍​ ‍‍​‍​‍‌‍‍​‌ ‌​‌ ‌​‌ ​​​ ‍‍​‍ ​‍ ‌‍ ​‌‍ ‌‍​ ‌‍​‌‌‍ ​‌‍‍​‌‍ ‌ ​ ‌ ‌​​ ‍‍​ ​ ​ ​ ​ ​ ​ ​ ​‍ ‌‍‍‌‌‍ ‍‌ ‌​‌‍‌‌‌‍ ‍‌ ‌​​‍ ‌‍‌‌‌‍‌​‌‍‍‌‌ ‌​​‍ ‌‍ ‌‌‍ ‌‍‌​‌‍‌‌​ ‌‌ ​​‌ ​‍‌‍‌‌‌ ​ ‌‍‌‌‌‍ ‍‌ ‌​‌‍​‌‌ ‌​‌‍‍‌‌‍ ‌‍ ‍​ ‍ ‌‍‍‌‌‍‌​​ ‌​ ​‍‌‍​‍​ ‌​​ ​‌​ ​‍‌‍​‍‌‍​‌‌‍​‌​‍ ‌​ ‍​​ ​​​ ‍‌​ ​‍​‍ ‌​ ‌​‌‍​‍​ ‍​​ ‌ ​‍ ‌‌‍​‍‌‍‌​‌‍‌‌​ ‌‌​‍ ‌​ ​ ‌‍‌​‌‍​‌​ ‌​​ ‌‌​ ​‍​ ‍​​ ‍‌​ ‍‌​ ​ ​ ​ ​ ‍‌​ ‍ ‌ ‌​‌ ‍‌‌ ​​‌‍‌‌​ ‌‌‍​‌‌ ‌‌‌ ‌​‌‍‍​‌‍ ‌ ​‍​ ‍ ‌ ​​‌‍​‌‌ ‌​‌‍‍​​ ‌‌ ‌​‌‍‍‌‌ ‌​‌‍ ​‌‍‌‌​ ‌‍​‍‌‍​‌‌ ​ ‌‍‌‌‌‌‌‌‌ ​‍‌‍ ​​ ‌‌‍‍​‌ ‌​‌ ‌​‌ ​​​‍‌‌​ ​ ‌​​‌​‍‌‌​ ​‍‌​‌‍​‍‌‌​ ​‍‌​‌‍‌‍ ​‌‍ ‌‍​ ‌‍​‌‌‍ ​‌‍‍​‌‍ ‌ ​ ‌ ‌​​‍‌‌​ ​ ‌​​‌​ ​ ​ ​ ​ ​ ​ ​ ​‍‌‍‌‍‍‌‌‍‌​​ ‌​ ​‍‌‍​‍​ ‌​​ ​‌​ ​‍‌‍​‍‌‍​‌‌‍​‌​‍ ‌​ ‍​​ ​​​ ‍‌​ ​‍​‍ ‌​ ‌​‌‍​‍​ ‍​​ ‌ ​‍ ‌‌‍​‍‌‍‌​‌‍‌‌​ ‌‌​‍ ‌​ ​ ‌‍‌​‌‍​‌​ ‌​​ ‌‌​ ​‍​ ‍​​ ‍‌​ ‍‌​ ​ ​ ​ ​ ‍‌​‍‌‍‌ ‌​‌ ‍‌‌ ​​‌‍‌‌​ ‌‌‍​‌‌ ‌‌‌ ‌​‌‍‍​‌‍ ‌ ​‍​‍‌‍‌ ​​‌‍​‌‌ ‌​‌‍‍​​ ‌‌ ‌​‌‍‍‌‌ ‌​‌‍ ​‌‍‌‌​‍‌‍‌ ​​‌‍‌‌‌ ​‍‌ ​ ‌ ​​‌‍‌‌‌‍​ ‌ ‌​‌‍‍‌‌ ‌‍‌‍‌‌​ ‌‌ ​​‌ ‌‌‌‍​‍‌‍ ​‌‍‍‌‌ ​ ‌‍‍​‌‍‌‌‌‍‌​​‍​‍‌ ‌
Baethan Mullen has over 20 years of experience in public policy, economics and advocacy. Prior to joining the Superpower Institute, Baethan was General Manager of Economics & International at the ACCC,
and led the largest energy efficiency program in Australia as Executive Director at the Essential Services Commission. ​​​​‌ ‍ ​‍​‍‌‍ ‌ ​‍‌‍‍‌‌‍‌ ‌‍‍‌‌‍ ‍​‍​‍​ ‍‍​‍​‍‌ ​ ‌‍​‌‌‍ ‍‌‍‍‌‌ ‌​‌ ‍‌​‍ ‍‌‍‍‌‌‍ ​‍​‍​‍ ​​‍​‍‌‍‍​‌ ​‍‌‍‌‌‌‍‌‍​‍​‍​ ‍‍​‍​‍‌‍‍​‌ ‌​‌ ‌​‌ ​​​ ‍‍​‍ ​‍ ‌‍ ​‌‍ ‌‍​ ‌‍​‌‌‍ ​‌‍‍​‌‍ ‌ ​ ‌ ‌​​ ‍‍​ ​ ​ ​ ​ ​ ​ ​ ​‍ ‌‍‍‌‌‍ ‍‌ ‌​‌‍‌‌‌‍ ‍‌ ‌​​‍ ‌‍‌‌‌‍‌​‌‍‍‌‌ ‌​​‍ ‌‍ ‌‌‍ ‌‍‌​‌‍‌‌​ ‌‌ ​​‌ ​‍‌‍‌‌‌ ​ ‌‍‌‌‌‍ ‍‌ ‌​‌‍​‌‌ ‌​‌‍‍‌‌‍ ‌‍ ‍​ ‍ ‌‍‍‌‌‍‌​​ ‌​ ​‍‌‍​‍​ ‌​​ ​‌​ ​‍‌‍​‍‌‍​‌‌‍​‌​‍ ‌​ ‍​​ ​​​ ‍‌​ ​‍​‍ ‌​ ‌​‌‍​‍​ ‍​​ ‌ ​‍ ‌‌‍​‍‌‍‌​‌‍‌‌​ ‌‌​‍ ‌​ ​ ‌‍‌​‌‍​‌​ ‌​​ ‌‌​ ​‍​ ‍​​ ‍‌​ ‍‌​ ​ ​ ​ ​ ‍‌​ ‍ ‌ ‌​‌ ‍‌‌ ​​‌‍‌‌​ ‌‌‍​‌‌ ‌‌‌ ‌​‌‍‍​‌‍ ‌ ​‍​ ‍ ‌ ​​‌‍​‌‌ ‌​‌‍‍​​ ‌‌‍‌​‌‍‌‌‌ ​ ‌‍​ ‌ ​‍‌‍‍‌‌ ​​‌ ‌​‌‍‍‌‌‍ ‌‍ ‍​ ‌‍​‍‌‍​‌‌ ​ ‌‍‌‌‌‌‌‌‌ ​‍‌‍ ​​ ‌‌‍‍​‌ ‌​‌ ‌​‌ ​​​‍‌‌​ ​ ‌​​‌​‍‌‌​ ​‍‌​‌‍​‍‌‌​ ​‍‌​‌‍‌‍ ​‌‍ ‌‍​ ‌‍​‌‌‍ ​‌‍‍​‌‍ ‌ ​ ‌ ‌​​‍‌‌​ ​ ‌​​‌​ ​ ​ ​ ​ ​ ​ ​ ​‍‌‍‌‍‍‌‌‍‌​​ ‌​ ​‍‌‍​‍​ ‌​​ ​‌​ ​‍‌‍​‍‌‍​‌‌‍​‌​‍ ‌​ ‍​​ ​​​ ‍‌​ ​‍​‍ ‌​ ‌​‌‍​‍​ ‍​​ ‌ ​‍ ‌‌‍​‍‌‍‌​‌‍‌‌​ ‌‌​‍ ‌​ ​ ‌‍‌​‌‍​‌​ ‌​​ ‌‌​ ​‍​ ‍​​ ‍‌​ ‍‌​ ​ ​ ​ ​ ‍‌​‍‌‍‌ ‌​‌ ‍‌‌ ​​‌‍‌‌​ ‌‌‍​‌‌ ‌‌‌ ‌​‌‍‍​‌‍ ‌ ​‍​‍‌‍‌ ​​‌‍​‌‌ ‌​‌‍‍​​ ‌‌‍‌​‌‍‌‌‌ ​ ‌‍​ ‌ ​‍‌‍‍‌‌ ​​‌ ‌​‌‍‍‌‌‍ ‌‍ ‍​‍‌‍‌ ​​‌‍‌‌‌ ​‍‌ ​ ‌ ​​‌‍‌‌‌‍​ ‌ ‌​‌‍‍‌‌ ‌‍‌‍‌‌​ ‌‌ ​​‌ ‌‌‌‍​‍‌‍ ​‌‍‍‌‌ ​ ‌‍‍​‌‍‌‌‌‍‌​​‍​‍‌ ‌